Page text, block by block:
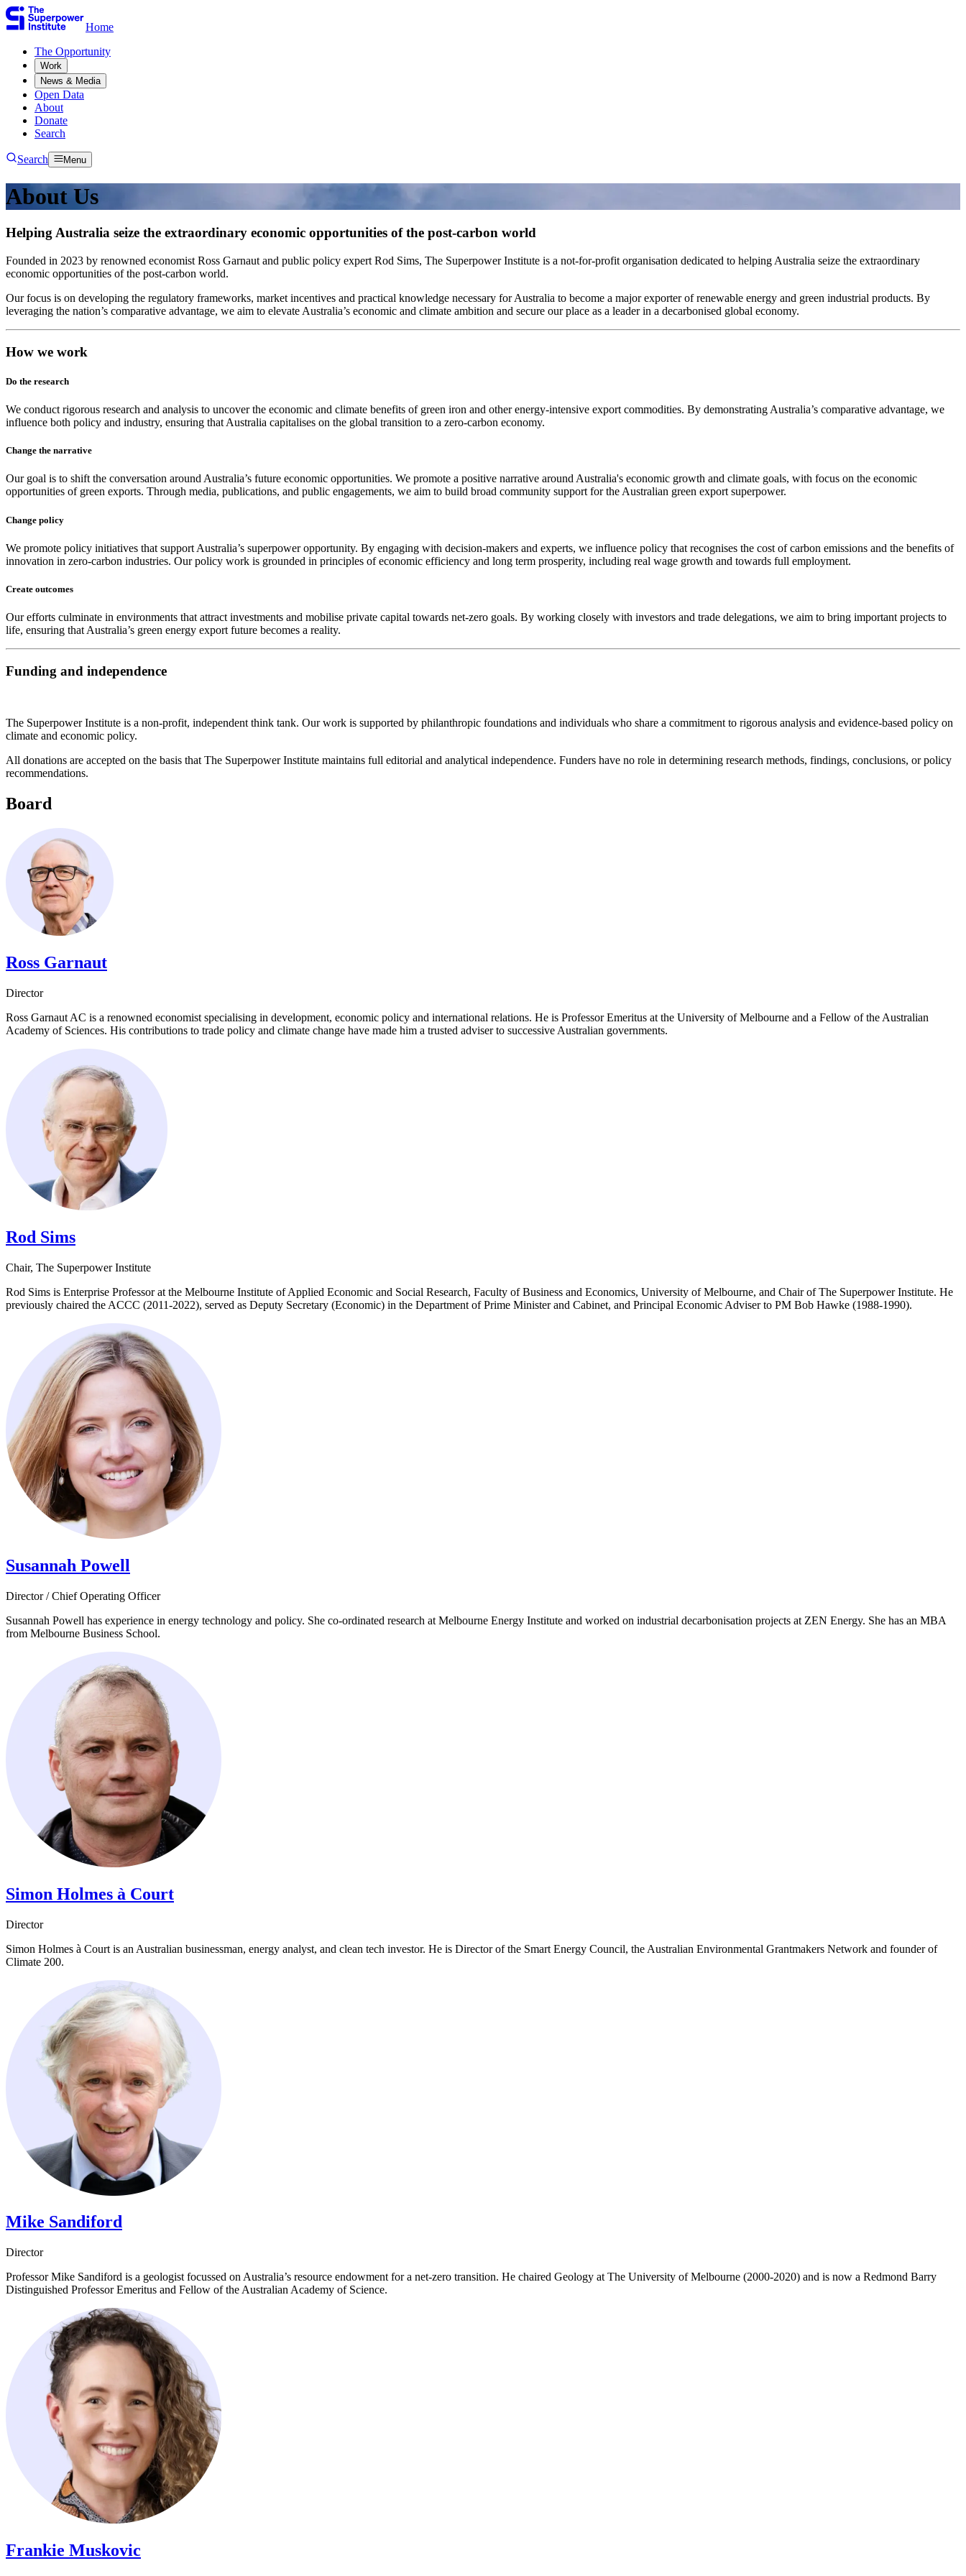
Home
The Opportunity​​​​‌ ‍ ​‍​‍‌‍ ‌ ​‍‌‍‍‌‌‍‌ ‌‍‍‌‌‍ ‍​‍​‍​ ‍‍​‍​‍‌ ​ ‌‍​‌‌‍ ‍‌‍‍‌‌ ‌​‌ ‍‌​‍ ‍‌‍‍‌‌‍ ​‍​‍​‍ ​​‍​‍‌‍‍​‌ ​‍‌‍‌‌‌‍‌‍​‍​‍​ ‍‍​‍​‍‌‍‍​‌ ‌​‌ ‌​‌ ​​​ ‍‍​‍ ​‍ ‌‍ ​‌‍ ‌‍​ ‌‍​‌‌‍ ​‌‍‍​‌‍ ‌ ​ ‌ ‌​​ ‍‍​ ​ ​ ​ ​ ​ ​ ​ ​‍ ‌‍‍‌‌‍ ‍‌ ‌​‌‍‌‌‌‍ ‍‌ ‌​​‍ ‌‍‌‌‌‍‌​‌‍‍‌‌ ‌​​‍ ‌‍ ‌‌‍ ‌‍‌​‌‍‌‌​ ‌‌ ​​‌ ​‍‌‍‌‌‌ ​ ‌‍‌‌‌‍ ‍‌ ‌​‌‍​‌‌ ‌​‌‍‍‌‌‍ ‌‍ ‍​ ‍ ‌‍‍‌‌‍‌​​ ‌​ ​‍​ ‌‍​ ‌‌​ ‌‍​ ​​‌‍‌‌​ ‍​​ ​​​‍ ‌​ ‌ ​ ‌​​ ‌‍​ ‌‌​‍ ‌​ ‌​​ ‍​​ ​ ​ ‍‌​‍ ‌​ ‍​​ ‌‍​ ​‍​ ‍‌​‍ ‌​ ‌‌​ ‌‌​ ‌ ​ ​‍‌‍‌‍​ ‍​​ ​‍​ ‍‌​ ‌‌​ ‍​​ ​​‌‍‌‌​ ‍ ‌ ‌​‌ ‍‌‌ ​​‌‍‌‌​ ‌‌ ​ ‌‍‌‌‌ ‌​‌ ‌​‌‍‍‌‌‍ ‍‌‍‌ ‌ ​ ​ ‍ ‌ ​​‌‍​‌‌ ‌​‌‍‍​​ ‌‌ ​ ‌‍‍‌‌ ‌​‌‍‌‌‌​ ‍‌‍​‌‌ ‌‍‌​‍‌‌ ‌​‌‍‌‌‌‍ ‌‌ ​ ​‍‌‌​ ‌‌‌​​‍‌‌ ‌‍‍ ‌‍‌‌‌ ‍‌​‍‌‌​ ​ ‌​‌​​‍‌‌​ ​ ‌​‌​​‍‌‌​ ​‍​ ​‍‌‍‌‌‌‍​‍‌‍‌‌‌‍​ ‌‍​‍‌‍​‌​ ​​​ ​​​ ​​​ ‌​​ ​​‌‍​ ​‍‌‌​ ​‍​ ​‍​‍‌‌​ ‌‌‌​‌​​‍ ‍‌‍ ​‌‍​‌‌‍​‍‌‍‌‌‌‍ ​​ ‌‍​‍‌‍​‌‌ ​ ‌‍‌‌‌‌‌‌‌ ​‍‌‍ ​​ ‌‌‍‍​‌ ‌​‌ ‌​‌ ​​​‍‌‌​ ​ ‌​​‌​‍‌‌​ ​‍‌​‌‍​‍‌‌​ ​‍‌​‌‍‌‍ ​‌‍ ‌‍​ ‌‍​‌‌‍ ​‌‍‍​‌‍ ‌ ​ ‌ ‌​​‍‌‌​ ​ ‌​​‌​ ​ ​ ​ ​ ​ ​ ​ ​‍‌‍‌‍‍‌‌‍‌​​ ‌​ ​‍​ ‌‍​ ‌‌​ ‌‍​ ​​‌‍‌‌​ ‍​​ ​​​‍ ‌​ ‌ ​ ‌​​ ‌‍​ ‌‌​‍ ‌​ ‌​​ ‍​​ ​ ​ ‍‌​‍ ‌​ ‍​​ ‌‍​ ​‍​ ‍‌​‍ ‌​ ‌‌​ ‌‌​ ‌ ​ ​‍‌‍‌‍​ ‍​​ ​‍​ ‍‌​ ‌‌​ ‍​​ ​​‌‍‌‌​‍‌‍‌ ‌​‌ ‍‌‌ ​​‌‍‌‌​ ‌‌ ​ ‌‍‌‌‌ ‌​‌ ‌​‌‍‍‌‌‍ ‍‌‍‌ ‌ ​ ​‍‌‍‌ ​​‌‍​‌‌ ‌​‌‍‍​​ ‌‌ ​ ‌‍‍‌‌ ‌​‌‍‌‌‌​ ‍‌‍​‌‌ ‌‍‌​‍‌‌ ‌​‌‍‌‌‌‍ ‌‌ ​ ​‍‌‌​ ‌‌‌​​‍‌‌ ‌‍‍ ‌‍‌‌‌ ‍‌​‍‌‌​ ​ ‌​‌​​‍‌‌​ ​ ‌​‌​​‍‌‌​ ​‍​ ​‍‌‍‌‌‌‍​‍‌‍‌‌‌‍​ ‌‍​‍‌‍​‌​ ​​​ ​​​ ​​​ ‌​​ ​​‌‍​ ​‍‌‌​ ​‍​ ​‍​‍‌‌​ ‌‌‌​‌​​‍ ‍‌‍ ​‌‍​‌‌‍​‍‌‍‌‌‌‍ ​​‍‌‍‌ ​​‌‍‌‌‌ ​‍‌ ​ ‌ ​​‌‍‌‌‌‍​ ‌ ‌​‌‍‍‌‌ ‌‍‌‍‌‌​ ‌‌ ​​‌ ‌‌‌‍​‍‌‍ ​‌‍‍‌‌ ​ ‌‍‍​‌‍‌‌‌‍‌​​‍​‍‌ ‌
Work​​​​‌ ‍ ​‍​‍‌‍ ‌ ​‍‌‍‍‌‌‍‌ ‌‍‍‌‌‍ ‍​‍​‍​ ‍‍​‍​‍‌ ​ ‌‍​‌‌‍ ‍‌‍‍‌‌ ‌​‌ ‍‌​‍ ‍‌‍‍‌‌‍ ​‍​‍​‍ ​​‍​‍‌‍‍​‌ ​‍‌‍‌‌‌‍‌‍​‍​‍​ ‍‍​‍​‍‌‍‍​‌ ‌​‌ ‌​‌ ​​​ ‍‍​‍ ​‍ ‌‍ ​‌‍ ‌‍​ ‌‍​‌‌‍ ​‌‍‍​‌‍ ‌ ​ ‌ ‌​​ ‍‍​ ​ ​ ​ ​ ​ ​ ​ ​‍ ‌‍‍‌‌‍ ‍‌ ‌​‌‍‌‌‌‍ ‍‌ ‌​​‍ ‌‍‌‌‌‍‌​‌‍‍‌‌ ‌​​‍ ‌‍ ‌‌‍ ‌‍‌​‌‍‌‌​ ‌‌ ​​‌ ​‍‌‍‌‌‌ ​ ‌‍‌‌‌‍ ‍‌ ‌​‌‍​‌‌ ‌​‌‍‍‌‌‍ ‌‍ ‍​ ‍ ‌‍‍‌‌‍‌​​ ‌​ ​‍​ ‌‍​ ‌‌​ ‌‍​ ​​‌‍‌‌​ ‍​​ ​​​‍ ‌​ ‌ ​ ‌​​ ‌‍​ ‌‌​‍ ‌​ ‌​​ ‍​​ ​ ​ ‍‌​‍ ‌​ ‍​​ ‌‍​ ​‍​ ‍‌​‍ ‌​ ‌‌​ ‌‌​ ‌ ​ ​‍‌‍‌‍​ ‍​​ ​‍​ ‍‌​ ‌‌​ ‍​​ ​​‌‍‌‌​ ‍ ‌ ‌​‌ ‍‌‌ ​​‌‍‌‌​ ‌‌ ​ ‌‍‌‌‌ ‌​‌ ‌​‌‍‍‌‌‍ ‍‌‍‌ ‌ ​ ​ ‍ ‌ ​​‌‍​‌‌ ‌​‌‍‍​​ ‌‌ ​ ‌‍‍‌‌ ‌​‌‍‌‌‌​ ‍‌‍​‌‌ ‌‍‌​‍‌‌ ‌​‌‍‌‌‌‍ ‌‌ ​ ​‍‌‌​ ‌‌‌​​‍‌‌ ‌‍‍ ‌‍‌‌‌ ‍‌​‍‌‌​ ​ ‌​‌​​‍‌‌​ ​ ‌​‌​​‍‌‌​ ​‍​ ​‍​ ‌‌​ ​​‌‍‌‍‌‍​‌‌‍‌​​ ‌‌​ ‌ ‌‍‌‍​ ‌ ‌‍​‌‌‍‌‌​ ​‍​ ‌ ​ ‌​‌‍‌‌​ ‍‌‌‍​ ​ ​​‌‍‌​​ ‍‌​ ​ ​ ‌‌​ ‌‌​ ​‍​ ‌ ​ ‌ ​ ‌‌‌‍‌​‌‍​‌​ ‍‌​ ​​​ ‌ ​‍‌‌​ ​‍​ ​‍​‍‌‌​ ‌‌‌​‌​​‍ ‍‌‍ ​‌‍​‌‌‍​‍‌‍‌‌‌‍ ​​ ‌‍​‍‌‍​‌‌ ​ ‌‍‌‌‌‌‌‌‌ ​‍‌‍ ​​ ‌‌‍‍​‌ ‌​‌ ‌​‌ ​​​‍‌‌​ ​ ‌​​‌​‍‌‌​ ​‍‌​‌‍​‍‌‌​ ​‍‌​‌‍‌‍ ​‌‍ ‌‍​ ‌‍​‌‌‍ ​‌‍‍​‌‍ ‌ ​ ‌ ‌​​‍‌‌​ ​ ‌​​‌​ ​ ​ ​ ​ ​ ​ ​ ​‍‌‍‌‍‍‌‌‍‌​​ ‌​ ​‍​ ‌‍​ ‌‌​ ‌‍​ ​​‌‍‌‌​ ‍​​ ​​​‍ ‌​ ‌ ​ ‌​​ ‌‍​ ‌‌​‍ ‌​ ‌​​ ‍​​ ​ ​ ‍‌​‍ ‌​ ‍​​ ‌‍​ ​‍​ ‍‌​‍ ‌​ ‌‌​ ‌‌​ ‌ ​ ​‍‌‍‌‍​ ‍​​ ​‍​ ‍‌​ ‌‌​ ‍​​ ​​‌‍‌‌​‍‌‍‌ ‌​‌ ‍‌‌ ​​‌‍‌‌​ ‌‌ ​ ‌‍‌‌‌ ‌​‌ ‌​‌‍‍‌‌‍ ‍‌‍‌ ‌ ​ ​‍‌‍‌ ​​‌‍​‌‌ ‌​‌‍‍​​ ‌‌ ​ ‌‍‍‌‌ ‌​‌‍‌‌‌​ ‍‌‍​‌‌ ‌‍‌​‍‌‌ ‌​‌‍‌‌‌‍ ‌‌ ​ ​‍‌‌​ ‌‌‌​​‍‌‌ ‌‍‍ ‌‍‌‌‌ ‍‌​‍‌‌​ ​ ‌​‌​​‍‌‌​ ​ ‌​‌​​‍‌‌​ ​‍​ ​‍​ ‌‌​ ​​‌‍‌‍‌‍​‌‌‍‌​​ ‌‌​ ‌ ‌‍‌‍​ ‌ ‌‍​‌‌‍‌‌​ ​‍​ ‌ ​ ‌​‌‍‌‌​ ‍‌‌‍​ ​ ​​‌‍‌​​ ‍‌​ ​ ​ ‌‌​ ‌‌​ ​‍​ ‌ ​ ‌ ​ ‌‌‌‍‌​‌‍​‌​ ‍‌​ ​​​ ‌ ​‍‌‌​ ​‍​ ​‍​‍‌‌​ ‌‌‌​‌​​‍ ‍‌‍ ​‌‍​‌‌‍​‍‌‍‌‌‌‍ ​​‍‌‍‌ ​​‌‍‌‌‌ ​‍‌ ​ ‌ ​​‌‍‌‌‌‍​ ‌ ‌​‌‍‍‌‌ ‌‍‌‍‌‌​ ‌‌ ​​‌ ‌‌‌‍​‍‌‍ ​‌‍‍‌‌ ​ ‌‍‍​‌‍‌‌‌‍‌​​‍​‍‌ ‌
News & Media​​​​‌ ‍ ​‍​‍‌‍ ‌ ​‍‌‍‍‌‌‍‌ ‌‍‍‌‌‍ ‍​‍​‍​ ‍‍​‍​‍‌ ​ ‌‍​‌‌‍ ‍‌‍‍‌‌ ‌​‌ ‍‌​‍ ‍‌‍‍‌‌‍ ​‍​‍​‍ ​​‍​‍‌‍‍​‌ ​‍‌‍‌‌‌‍‌‍​‍​‍​ ‍‍​‍​‍‌‍‍​‌ ‌​‌ ‌​‌ ​​​ ‍‍​‍ ​‍ ‌‍ ​‌‍ ‌‍​ ‌‍​‌‌‍ ​‌‍‍​‌‍ ‌ ​ ‌ ‌​​ ‍‍​ ​ ​ ​ ​ ​ ​ ​ ​‍ ‌‍‍‌‌‍ ‍‌ ‌​‌‍‌‌‌‍ ‍‌ ‌​​‍ ‌‍‌‌‌‍‌​‌‍‍‌‌ ‌​​‍ ‌‍ ‌‌‍ ‌‍‌​‌‍‌‌​ ‌‌ ​​‌ ​‍‌‍‌‌‌ ​ ‌‍‌‌‌‍ ‍‌ ‌​‌‍​‌‌ ‌​‌‍‍‌‌‍ ‌‍ ‍​ ‍ ‌‍‍‌‌‍‌​​ ‌​ ​‍​ ‌‍​ ‌‌​ ‌‍​ ​​‌‍‌‌​ ‍​​ ​​​‍ ‌​ ‌ ​ ‌​​ ‌‍​ ‌‌​‍ ‌​ ‌​​ ‍​​ ​ ​ ‍‌​‍ ‌​ ‍​​ ‌‍​ ​‍​ ‍‌​‍ ‌​ ‌‌​ ‌‌​ ‌ ​ ​‍‌‍‌‍​ ‍​​ ​‍​ ‍‌​ ‌‌​ ‍​​ ​​‌‍‌‌​ ‍ ‌ ‌​‌ ‍‌‌ ​​‌‍‌‌​ ‌‌ ​ ‌‍‌‌‌ ‌​‌ ‌​‌‍‍‌‌‍ ‍‌‍‌ ‌ ​ ​ ‍ ‌ ​​‌‍​‌‌ ‌​‌‍‍​​ ‌‌ ​ ‌‍‍‌‌ ‌​‌‍‌‌‌​ ‍‌‍​‌‌ ‌‍‌​‍‌‌ ‌​‌‍‌‌‌‍ ‌‌ ​ ​‍‌‌​ ‌‌‌​​‍‌‌ ‌‍‍ ‌‍‌‌‌ ‍‌​‍‌‌​ ​ ‌​‌​​‍‌‌​ ​ ‌​‌​​‍‌‌​ ​‍​ ​‍​ ​​​ ​ ​ ‌‌​ ‍‌​ ‌‍‌‍‌‌‌‍‌​‌‍‌‌​ ‍​​ ​​​ ‌ ​ ‌‌​‍‌‌​ ​‍​ ​‍​‍‌‌​ ‌‌‌​‌​​‍ ‍‌‍ ​‌‍​‌‌‍​‍‌‍‌‌‌‍ ​​ ‌‍​‍‌‍​‌‌ ​ ‌‍‌‌‌‌‌‌‌ ​‍‌‍ ​​ ‌‌‍‍​‌ ‌​‌ ‌​‌ ​​​‍‌‌​ ​ ‌​​‌​‍‌‌​ ​‍‌​‌‍​‍‌‌​ ​‍‌​‌‍‌‍ ​‌‍ ‌‍​ ‌‍​‌‌‍ ​‌‍‍​‌‍ ‌ ​ ‌ ‌​​‍‌‌​ ​ ‌​​‌​ ​ ​ ​ ​ ​ ​ ​ ​‍‌‍‌‍‍‌‌‍‌​​ ‌​ ​‍​ ‌‍​ ‌‌​ ‌‍​ ​​‌‍‌‌​ ‍​​ ​​​‍ ‌​ ‌ ​ ‌​​ ‌‍​ ‌‌​‍ ‌​ ‌​​ ‍​​ ​ ​ ‍‌​‍ ‌​ ‍​​ ‌‍​ ​‍​ ‍‌​‍ ‌​ ‌‌​ ‌‌​ ‌ ​ ​‍‌‍‌‍​ ‍​​ ​‍​ ‍‌​ ‌‌​ ‍​​ ​​‌‍‌‌​‍‌‍‌ ‌​‌ ‍‌‌ ​​‌‍‌‌​ ‌‌ ​ ‌‍‌‌‌ ‌​‌ ‌​‌‍‍‌‌‍ ‍‌‍‌ ‌ ​ ​‍‌‍‌ ​​‌‍​‌‌ ‌​‌‍‍​​ ‌‌ ​ ‌‍‍‌‌ ‌​‌‍‌‌‌​ ‍‌‍​‌‌ ‌‍‌​‍‌‌ ‌​‌‍‌‌‌‍ ‌‌ ​ ​‍‌‌​ ‌‌‌​​‍‌‌ ‌‍‍ ‌‍‌‌‌ ‍‌​‍‌‌​ ​ ‌​‌​​‍‌‌​ ​ ‌​‌​​‍‌‌​ ​‍​ ​‍​ ​​​ ​ ​ ‌‌​ ‍‌​ ‌‍‌‍‌‌‌‍‌​‌‍‌‌​ ‍​​ ​​​ ‌ ​ ‌‌​‍‌‌​ ​‍​ ​‍​‍‌‌​ ‌‌‌​‌​​‍ ‍‌‍ ​‌‍​‌‌‍​‍‌‍‌‌‌‍ ​​‍‌‍‌ ​​‌‍‌‌‌ ​‍‌ ​ ‌ ​​‌‍‌‌‌‍​ ‌ ‌​‌‍‍‌‌ ‌‍‌‍‌‌​ ‌‌ ​​‌ ‌‌‌‍​‍‌‍ ​‌‍‍‌‌ ​ ‌‍‍​‌‍‌‌‌‍‌​​‍​‍‌ ‌
Open Data​​​​‌ ‍ ​‍​‍‌‍ ‌ ​‍‌‍‍‌‌‍‌ ‌‍‍‌‌‍ ‍​‍​‍​ ‍‍​‍​‍‌ ​ ‌‍​‌‌‍ ‍‌‍‍‌‌ ‌​‌ ‍‌​‍ ‍‌‍‍‌‌‍ ​‍​‍​‍ ​​‍​‍‌‍‍​‌ ​‍‌‍‌‌‌‍‌‍​‍​‍​ ‍‍​‍​‍‌‍‍​‌ ‌​‌ ‌​‌ ​​​ ‍‍​‍ ​‍ ‌‍ ​‌‍ ‌‍​ ‌‍​‌‌‍ ​‌‍‍​‌‍ ‌ ​ ‌ ‌​​ ‍‍​ ​ ​ ​ ​ ​ ​ ​ ​‍ ‌‍‍‌‌‍ ‍‌ ‌​‌‍‌‌‌‍ ‍‌ ‌​​‍ ‌‍‌‌‌‍‌​‌‍‍‌‌ ‌​​‍ ‌‍ ‌‌‍ ‌‍‌​‌‍‌‌​ ‌‌ ​​‌ ​‍‌‍‌‌‌ ​ ‌‍‌‌‌‍ ‍‌ ‌​‌‍​‌‌ ‌​‌‍‍‌‌‍ ‌‍ ‍​ ‍ ‌‍‍‌‌‍‌​​ ‌​ ​‍​ ‌‍​ ‌‌​ ‌‍​ ​​‌‍‌‌​ ‍​​ ​​​‍ ‌​ ‌ ​ ‌​​ ‌‍​ ‌‌​‍ ‌​ ‌​​ ‍​​ ​ ​ ‍‌​‍ ‌​ ‍​​ ‌‍​ ​‍​ ‍‌​‍ ‌​ ‌‌​ ‌‌​ ‌ ​ ​‍‌‍‌‍​ ‍​​ ​‍​ ‍‌​ ‌‌​ ‍​​ ​​‌‍‌‌​ ‍ ‌ ‌​‌ ‍‌‌ ​​‌‍‌‌​ ‌‌ ​ ‌‍‌‌‌ ‌​‌ ‌​‌‍‍‌‌‍ ‍‌‍‌ ‌ ​ ​ ‍ ‌ ​​‌‍​‌‌ ‌​‌‍‍​​ ‌‌ ​ ‌‍‍‌‌ ‌​‌‍‌‌‌​ ‍‌‍​‌‌ ‌‍‌​‍‌‌ ‌​‌‍‌‌‌‍ ‌‌ ​ ​‍‌‌​ ‌‌‌​​‍‌‌ ‌‍‍ ‌‍‌‌‌ ‍‌​‍‌‌​ ​ ‌​‌​​‍‌‌​ ​ ‌​‌​​‍‌‌​ ​‍​ ​‍​ ‍​‌‍‌‍‌‍‌​​ ​ ​ ‍​‌‍​‍‌‍‌‌‌‍​ ​ ​‍‌‍​‍​ ‍‌​ ​ ​‍‌‌​ ​‍​ ​‍​‍‌‌​ ‌‌‌​‌​​‍ ‍‌‍ ​‌‍​‌‌‍​‍‌‍‌‌‌‍ ​​ ‌‍​‍‌‍​‌‌ ​ ‌‍‌‌‌‌‌‌‌ ​‍‌‍ ​​ ‌‌‍‍​‌ ‌​‌ ‌​‌ ​​​‍‌‌​ ​ ‌​​‌​‍‌‌​ ​‍‌​‌‍​‍‌‌​ ​‍‌​‌‍‌‍ ​‌‍ ‌‍​ ‌‍​‌‌‍ ​‌‍‍​‌‍ ‌ ​ ‌ ‌​​‍‌‌​ ​ ‌​​‌​ ​ ​ ​ ​ ​ ​ ​ ​‍‌‍‌‍‍‌‌‍‌​​ ‌​ ​‍​ ‌‍​ ‌‌​ ‌‍​ ​​‌‍‌‌​ ‍​​ ​​​‍ ‌​ ‌ ​ ‌​​ ‌‍​ ‌‌​‍ ‌​ ‌​​ ‍​​ ​ ​ ‍‌​‍ ‌​ ‍​​ ‌‍​ ​‍​ ‍‌​‍ ‌​ ‌‌​ ‌‌​ ‌ ​ ​‍‌‍‌‍​ ‍​​ ​‍​ ‍‌​ ‌‌​ ‍​​ ​​‌‍‌‌​‍‌‍‌ ‌​‌ ‍‌‌ ​​‌‍‌‌​ ‌‌ ​ ‌‍‌‌‌ ‌​‌ ‌​‌‍‍‌‌‍ ‍‌‍‌ ‌ ​ ​‍‌‍‌ ​​‌‍​‌‌ ‌​‌‍‍​​ ‌‌ ​ ‌‍‍‌‌ ‌​‌‍‌‌‌​ ‍‌‍​‌‌ ‌‍‌​‍‌‌ ‌​‌‍‌‌‌‍ ‌‌ ​ ​‍‌‌​ ‌‌‌​​‍‌‌ ‌‍‍ ‌‍‌‌‌ ‍‌​‍‌‌​ ​ ‌​‌​​‍‌‌​ ​ ‌​‌​​‍‌‌​ ​‍​ ​‍​ ‍​‌‍‌‍‌‍‌​​ ​ ​ ‍​‌‍​‍‌‍‌‌‌‍​ ​ ​‍‌‍​‍​ ‍‌​ ​ ​‍‌‌​ ​‍​ ​‍​‍‌‌​ ‌‌‌​‌​​‍ ‍‌‍ ​‌‍​‌‌‍​‍‌‍‌‌‌‍ ​​‍‌‍‌ ​​‌‍‌‌‌ ​‍‌ ​ ‌ ​​‌‍‌‌‌‍​ ‌ ‌​‌‍‍‌‌ ‌‍‌‍‌‌​ ‌‌ ​​‌ ‌‌‌‍​‍‌‍ ​‌‍‍‌‌ ​ ‌‍‍​‌‍‌‌‌‍‌​​‍​‍‌ ‌
About​​​​‌ ‍ ​‍​‍‌‍ ‌ ​‍‌‍‍‌‌‍‌ ‌‍‍‌‌‍ ‍​‍​‍​ ‍‍​‍​‍‌ ​ ‌‍​‌‌‍ ‍‌‍‍‌‌ ‌​‌ ‍‌​‍ ‍‌‍‍‌‌‍ ​‍​‍​‍ ​​‍​‍‌‍‍​‌ ​‍‌‍‌‌‌‍‌‍​‍​‍​ ‍‍​‍​‍‌‍‍​‌ ‌​‌ ‌​‌ ​​​ ‍‍​‍ ​‍ ‌‍ ​‌‍ ‌‍​ ‌‍​‌‌‍ ​‌‍‍​‌‍ ‌ ​ ‌ ‌​​ ‍‍​ ​ ​ ​ ​ ​ ​ ​ ​‍ ‌‍‍‌‌‍ ‍‌ ‌​‌‍‌‌‌‍ ‍‌ ‌​​‍ ‌‍‌‌‌‍‌​‌‍‍‌‌ ‌​​‍ ‌‍ ‌‌‍ ‌‍‌​‌‍‌‌​ ‌‌ ​​‌ ​‍‌‍‌‌‌ ​ ‌‍‌‌‌‍ ‍‌ ‌​‌‍​‌‌ ‌​‌‍‍‌‌‍ ‌‍ ‍​ ‍ ‌‍‍‌‌‍‌​​ ‌​ ​‍​ ‌‍​ ‌‌​ ‌‍​ ​​‌‍‌‌​ ‍​​ ​​​‍ ‌​ ‌ ​ ‌​​ ‌‍​ ‌‌​‍ ‌​ ‌​​ ‍​​ ​ ​ ‍‌​‍ ‌​ ‍​​ ‌‍​ ​‍​ ‍‌​‍ ‌​ ‌‌​ ‌‌​ ‌ ​ ​‍‌‍‌‍​ ‍​​ ​‍​ ‍‌​ ‌‌​ ‍​​ ​​‌‍‌‌​ ‍ ‌ ‌​‌ ‍‌‌ ​​‌‍‌‌​ ‌‌ ​ ‌‍‌‌‌ ‌​‌ ‌​‌‍‍‌‌‍ ‍‌‍‌ ‌ ​ ​ ‍ ‌ ​​‌‍​‌‌ ‌​‌‍‍​​ ‌‌ ​ ‌‍‍‌‌ ‌​‌‍‌‌‌​ ‍‌‍​‌‌ ‌‍‌​‍‌‌ ‌​‌‍‌‌‌‍ ‌‌ ​ ​‍‌‌​ ‌‌‌​​‍‌‌ ‌‍‍ ‌‍‌‌‌ ‍‌​‍‌‌​ ​ ‌​‌​​‍‌‌​ ​ ‌​‌​​‍‌‌​ ​‍​ ​‍​ ‌‍​ ​ ‌‍‌‌‌‍​‌‌‍​‍‌‍‌​‌‍‌‌​ ​​​ ‌‍​ ‌ ​ ‌ ​ ‌‌​‍‌‌​ ​‍​ ​‍​‍‌‌​ ‌‌‌​‌​​‍ ‍‌‍ ​‌‍​‌‌‍​‍‌‍‌‌‌‍ ​​ ‌‍​‍‌‍​‌‌ ​ ‌‍‌‌‌‌‌‌‌ ​‍‌‍ ​​ ‌‌‍‍​‌ ‌​‌ ‌​‌ ​​​‍‌‌​ ​ ‌​​‌​‍‌‌​ ​‍‌​‌‍​‍‌‌​ ​‍‌​‌‍‌‍ ​‌‍ ‌‍​ ‌‍​‌‌‍ ​‌‍‍​‌‍ ‌ ​ ‌ ‌​​‍‌‌​ ​ ‌​​‌​ ​ ​ ​ ​ ​ ​ ​ ​‍‌‍‌‍‍‌‌‍‌​​ ‌​ ​‍​ ‌‍​ ‌‌​ ‌‍​ ​​‌‍‌‌​ ‍​​ ​​​‍ ‌​ ‌ ​ ‌​​ ‌‍​ ‌‌​‍ ‌​ ‌​​ ‍​​ ​ ​ ‍‌​‍ ‌​ ‍​​ ‌‍​ ​‍​ ‍‌​‍ ‌​ ‌‌​ ‌‌​ ‌ ​ ​‍‌‍‌‍​ ‍​​ ​‍​ ‍‌​ ‌‌​ ‍​​ ​​‌‍‌‌​‍‌‍‌ ‌​‌ ‍‌‌ ​​‌‍‌‌​ ‌‌ ​ ‌‍‌‌‌ ‌​‌ ‌​‌‍‍‌‌‍ ‍‌‍‌ ‌ ​ ​‍‌‍‌ ​​‌‍​‌‌ ‌​‌‍‍​​ ‌‌ ​ ‌‍‍‌‌ ‌​‌‍‌‌‌​ ‍‌‍​‌‌ ‌‍‌​‍‌‌ ‌​‌‍‌‌‌‍ ‌‌ ​ ​‍‌‌​ ‌‌‌​​‍‌‌ ‌‍‍ ‌‍‌‌‌ ‍‌​‍‌‌​ ​ ‌​‌​​‍‌‌​ ​ ‌​‌​​‍‌‌​ ​‍​ ​‍​ ‌‍​ ​ ‌‍‌‌‌‍​‌‌‍​‍‌‍‌​‌‍‌‌​ ​​​ ‌‍​ ‌ ​ ‌ ​ ‌‌​‍‌‌​ ​‍​ ​‍​‍‌‌​ ‌‌‌​‌​​‍ ‍‌‍ ​‌‍​‌‌‍​‍‌‍‌‌‌‍ ​​‍‌‍‌ ​​‌‍‌‌‌ ​‍‌ ​ ‌ ​​‌‍‌‌‌‍​ ‌ ‌​‌‍‍‌‌ ‌‍‌‍‌‌​ ‌‌ ​​‌ ‌‌‌‍​‍‌‍ ​‌‍‍‌‌ ​ ‌‍‍​‌‍‌‌‌‍‌​​‍​‍‌ ‌
Donate​​​​‌ ‍ ​‍​‍‌‍ ‌ ​‍‌‍‍‌‌‍‌ ‌‍‍‌‌‍ ‍​‍​‍​ ‍‍​‍​‍‌ ​ ‌‍​‌‌‍ ‍‌‍‍‌‌ ‌​‌ ‍‌​‍ ‍‌‍‍‌‌‍ ​‍​‍​‍ ​​‍​‍‌‍‍​‌ ​‍‌‍‌‌‌‍‌‍​‍​‍​ ‍‍​‍​‍‌‍‍​‌ ‌​‌ ‌​‌ ​​​ ‍‍​‍ ​‍ ‌‍ ​‌‍ ‌‍​ ‌‍​‌‌‍ ​‌‍‍​‌‍ ‌ ​ ‌ ‌​​ ‍‍​ ​ ​ ​ ​ ​ ​ ​ ​‍ ‌‍‍‌‌‍ ‍‌ ‌​‌‍‌‌‌‍ ‍‌ ‌​​‍ ‌‍‌‌‌‍‌​‌‍‍‌‌ ‌​​‍ ‌‍ ‌‌‍ ‌‍‌​‌‍‌‌​ ‌‌ ​​‌ ​‍‌‍‌‌‌ ​ ‌‍‌‌‌‍ ‍‌ ‌​‌‍​‌‌ ‌​‌‍‍‌‌‍ ‌‍ ‍​ ‍ ‌‍‍‌‌‍‌​​ ‌​ ​‍​ ‌‍​ ‌‌​ ‌‍​ ​​‌‍‌‌​ ‍​​ ​​​‍ ‌​ ‌ ​ ‌​​ ‌‍​ ‌‌​‍ ‌​ ‌​​ ‍​​ ​ ​ ‍‌​‍ ‌​ ‍​​ ‌‍​ ​‍​ ‍‌​‍ ‌​ ‌‌​ ‌‌​ ‌ ​ ​‍‌‍‌‍​ ‍​​ ​‍​ ‍‌​ ‌‌​ ‍​​ ​​‌‍‌‌​ ‍ ‌ ‌​‌ ‍‌‌ ​​‌‍‌‌​ ‌‌ ​ ‌‍‌‌‌ ‌​‌ ‌​‌‍‍‌‌‍ ‍‌‍‌ ‌ ​ ​ ‍ ‌ ​​‌‍​‌‌ ‌​‌‍‍​​ ‌‌ ​ ‌‍‍‌‌ ‌​‌‍‌‌‌​ ‍‌‍​‌‌ ‌‍‌​‍‌‌ ‌​‌‍‌‌‌‍ ‌‌ ​ ​‍‌‌​ ‌‌‌​​‍‌‌ ‌‍‍ ‌‍‌‌‌ ‍‌​‍‌‌​ ​ ‌​‌​​‍‌‌​ ​ ‌​‌​​‍‌‌​ ​‍​ ​‍​ ‌​​ ‍‌​ ‌‍​ ​ ​ ‍​‌‍​ ​ ‌‌​ ​‍‌‍‌‌​ ​‍​ ‌‌‌‍‌‌​‍‌‌​ ​‍​ ​‍​‍‌‌​ ‌‌‌​‌​​‍ ‍‌‍ ​‌‍​‌‌‍​‍‌‍‌‌‌‍ ​​ ‌‍​‍‌‍​‌‌ ​ ‌‍‌‌‌‌‌‌‌ ​‍‌‍ ​​ ‌‌‍‍​‌ ‌​‌ ‌​‌ ​​​‍‌‌​ ​ ‌​​‌​‍‌‌​ ​‍‌​‌‍​‍‌‌​ ​‍‌​‌‍‌‍ ​‌‍ ‌‍​ ‌‍​‌‌‍ ​‌‍‍​‌‍ ‌ ​ ‌ ‌​​‍‌‌​ ​ ‌​​‌​ ​ ​ ​ ​ ​ ​ ​ ​‍‌‍‌‍‍‌‌‍‌​​ ‌​ ​‍​ ‌‍​ ‌‌​ ‌‍​ ​​‌‍‌‌​ ‍​​ ​​​‍ ‌​ ‌ ​ ‌​​ ‌‍​ ‌‌​‍ ‌​ ‌​​ ‍​​ ​ ​ ‍‌​‍ ‌​ ‍​​ ‌‍​ ​‍​ ‍‌​‍ ‌​ ‌‌​ ‌‌​ ‌ ​ ​‍‌‍‌‍​ ‍​​ ​‍​ ‍‌​ ‌‌​ ‍​​ ​​‌‍‌‌​‍‌‍‌ ‌​‌ ‍‌‌ ​​‌‍‌‌​ ‌‌ ​ ‌‍‌‌‌ ‌​‌ ‌​‌‍‍‌‌‍ ‍‌‍‌ ‌ ​ ​‍‌‍‌ ​​‌‍​‌‌ ‌​‌‍‍​​ ‌‌ ​ ‌‍‍‌‌ ‌​‌‍‌‌‌​ ‍‌‍​‌‌ ‌‍‌​‍‌‌ ‌​‌‍‌‌‌‍ ‌‌ ​ ​‍‌‌​ ‌‌‌​​‍‌‌ ‌‍‍ ‌‍‌‌‌ ‍‌​‍‌‌​ ​ ‌​‌​​‍‌‌​ ​ ‌​‌​​‍‌‌​ ​‍​ ​‍​ ‌​​ ‍‌​ ‌‍​ ​ ​ ‍​‌‍​ ​ ‌‌​ ​‍‌‍‌‌​ ​‍​ ‌‌‌‍‌‌​‍‌‌​ ​‍​ ​‍​‍‌‌​ ‌‌‌​‌​​‍ ‍‌‍ ​‌‍​‌‌‍​‍‌‍‌‌‌‍ ​​‍‌‍‌ ​​‌‍‌‌‌ ​‍‌ ​ ‌ ​​‌‍‌‌‌‍​ ‌ ‌​‌‍‍‌‌ ‌‍‌‍‌‌​ ‌‌ ​​‌ ‌‌‌‍​‍‌‍ ​‌‍‍‌‌ ​ ‌‍‍​‌‍‌‌‌‍‌​​‍​‍‌ ‌
Search
Search Menu
About Us​​​​‌ ‍ ​‍​‍‌‍ ‌ ​‍‌‍‍‌‌‍‌ ‌‍‍‌‌‍ ‍​‍​‍​ ‍‍​‍​‍‌ ​ ‌‍​‌‌‍ ‍‌‍‍‌‌ ‌​‌ ‍‌​‍ ‍‌‍‍‌‌‍ ​‍​‍​‍ ​​‍​‍‌‍‍​‌ ​‍‌‍‌‌‌‍‌‍​‍​‍​ ‍‍​‍​‍‌‍‍​‌ ‌​‌ ‌​‌ ​​​ ‍‍​‍ ​‍ ‌‍ ​‌‍ ‌‍​ ‌‍​‌‌‍ ​‌‍‍​‌‍ ‌ ​ ‌ ‌​​ ‍‍​ ​ ​ ​ ​ ​ ​ ​ ​‍ ‌‍‍‌‌‍ ‍‌ ‌​‌‍‌‌‌‍ ‍‌ ‌​​‍ ‌‍‌‌‌‍‌​‌‍‍‌‌ ‌​​‍ ‌‍ ‌‌‍ ‌‍‌​‌‍‌‌​ ‌‌ ​​‌ ​‍‌‍‌‌‌ ​ ‌‍‌‌‌‍ ‍‌ ‌​‌‍​‌‌ ‌​‌‍‍‌‌‍ ‌‍ ‍​ ‍ ‌‍‍‌‌‍‌​​ ‌​ ​ ​ ‌ ‌‍‌​​ ‍‌​ ‌​​ ​​​ ‍‌​ ​ ​‍ ‌​ ​ ‌‍‌‍​ ‌ ​ ‌​​‍ ‌​ ‌​​ ​‍‌‍​‌​ ‌ ​‍ ‌​ ‍‌‌‍​‌‌‍‌‍‌‍‌‍​‍ ‌​ ‍​​ ‌ ​ ​‌‌‍​‍​ ‌‌‌‍​‍‌‍‌​‌‍‌‍​ ​ ‌‍​ ​ ‍​​ ​‌​ ‍ ‌ ‌​‌ ‍‌‌ ​​‌‍‌‌​ ‌‌ ​​‌‍​‌‌‍‌ ‌‍‌‌​ ‍ ‌ ​​‌‍​‌‌ ‌​‌‍‍​​ ‌‌ ‌​‌‍‍‌‌ ‌​‌‍ ​‌‍‌‌​ ‌‍​‍‌‍​‌‌ ​ ‌‍‌‌‌‌‌‌‌ ​‍‌‍ ​​ ‌‌‍‍​‌ ‌​‌ ‌​‌ ​​​‍‌‌​ ​ ‌​​‌​‍‌‌​ ​‍‌​‌‍​‍‌‌​ ​‍‌​‌‍‌‍ ​‌‍ ‌‍​ ‌‍​‌‌‍ ​‌‍‍​‌‍ ‌ ​ ‌ ‌​​‍‌‌​ ​ ‌​​‌​ ​ ​ ​ ​ ​ ​ ​ ​‍‌‍‌‍‍‌‌‍‌​​ ‌​ ​ ​ ‌ ‌‍‌​​ ‍‌​ ‌​​ ​​​ ‍‌​ ​ ​‍ ‌​ ​ ‌‍‌‍​ ‌ ​ ‌​​‍ ‌​ ‌​​ ​‍‌‍​‌​ ‌ ​‍ ‌​ ‍‌‌‍​‌‌‍‌‍‌‍‌‍​‍ ‌​ ‍​​ ‌ ​ ​‌‌‍​‍​ ‌‌‌‍​‍‌‍‌​‌‍‌‍​ ​ ‌‍​ ​ ‍​​ ​‌​‍‌‍‌ ‌​‌ ‍‌‌ ​​‌‍‌‌​ ‌‌ ​​‌‍​‌‌‍‌ ‌‍‌‌​‍‌‍‌ ​​‌‍​‌‌ ‌​‌‍‍​​ ‌‌ ‌​‌‍‍‌‌ ‌​‌‍ ​‌‍‌‌​‍‌‍‌ ​​‌‍‌‌‌ ​‍‌ ​ ‌ ​​‌‍‌‌‌‍​ ‌ ‌​‌‍‍‌‌ ‌‍‌‍‌‌​ ‌‌ ​​‌ ‌‌‌‍​‍‌‍ ​‌‍‍‌‌ ​ ‌‍‍​‌‍‌‌‌‍‌​​‍​‍‌ ‌
Helping Australia seize the extraordinary economic opportunities of the post-carbon world​​​​‌ ‍ ​‍​‍‌‍ ‌ ​‍‌‍‍‌‌‍‌ ‌‍‍‌‌‍ ‍​‍​‍​ ‍‍​‍​‍‌ ​ ‌‍​‌‌‍ ‍‌‍‍‌‌ ‌​‌ ‍‌​‍ ‍‌‍‍‌‌‍ ​‍​‍​‍ ​​‍​‍‌‍‍​‌ ​‍‌‍‌‌‌‍‌‍​‍​‍​ ‍‍​‍​‍‌‍‍​‌ ‌​‌ ‌​‌ ​​​ ‍‍​‍ ​‍ ‌‍ ​‌‍ ‌‍​ ‌‍​‌‌‍ ​‌‍‍​‌‍ ‌ ​ ‌ ‌​​ ‍‍​ ​ ​ ​ ​ ​ ​ ​ ​‍ ‌‍‍‌‌‍ ‍‌ ‌​‌‍‌‌‌‍ ‍‌ ‌​​‍ ‌‍‌‌‌‍‌​‌‍‍‌‌ ‌​​‍ ‌‍ ‌‌‍ ‌‍‌​‌‍‌‌​ ‌‌ ​​‌ ​‍‌‍‌‌‌ ​ ‌‍‌‌‌‍ ‍‌ ‌​‌‍​‌‌ ‌​‌‍‍‌‌‍ ‌‍ ‍​ ‍ ‌‍‍‌‌‍‌​​ ‌​ ​ ​ ‌ ‌‍‌​​ ‍‌​ ‌​​ ​​​ ‍‌​ ​ ​‍ ‌​ ​ ‌‍‌‍​ ‌ ​ ‌​​‍ ‌​ ‌​​ ​‍‌‍​‌​ ‌ ​‍ ‌​ ‍‌‌‍​‌‌‍‌‍‌‍‌‍​‍ ‌​ ‍​​ ‌ ​ ​‌‌‍​‍​ ‌‌‌‍​‍‌‍‌​‌‍‌‍​ ​ ‌‍​ ​ ‍​​ ​‌​ ‍ ‌ ‌​‌ ‍‌‌ ​​‌‍‌‌​ ‌‌ ​​‌‍​‌‌‍‌ ‌‍‌‌​ ‍ ‌ ​​‌‍​‌‌ ‌​‌‍‍​​ ‌‌ ​ ‌‍‌‌‌‍​ ‌ ‌​‌‍‍‌‌‍ ‌‍ ‍‌ ​ ​‍‌‌​ ‌‌‌​​‍‌‌ ‌‍‍ ‌‍‌‌‌ ‍‌​‍‌‌​ ​ ‌​‌​​‍‌‌​ ​ ‌​‌​​‍‌‌​ ​‍​ ​‍​ ‍‌​ ​‌​ ‍‌​ ​​​ ​‍​ ‌‌‌‍‌‍​ ​​‌‍​‌​ ‌‍​ ‌‌​ ​‍​‍‌‌​ ​‍​ ​‍​‍‌‌​ ‌‌‌​‌​​‍ ‍‌‍​ ‌‍ ‌‍ ​‌ ‌‌‌‍ ‌‌‍ ‍‌ ​ ​‍‌‌​ ‌‌‌​​‍‌‌ ‌‍‍ ‌‍‌‌‌ ‍‌​‍‌‌​ ​ ‌​‌​​‍‌‌​ ​ ‌​‌​​‍‌‌​ ​‍​ ​‍‌‍​ ​ ‌‍​ ​ ​ ‌‍​ ‌‌​ ‌ ​ ​​​ ‍‌​ ​‍​ ‍​​ ‍‌​ ‌ ​ ‌‌​ ‌ ‌‍​‍​ ​​​ ‌‍​ ‌​​ ‌‌‌‍​‌​ ‌‌​ ‌ ‌‍​‍‌‍​‍​ ‌​‌‍​‌​ ​​​ ‌​‌‍‌‌‌‍​ ​ ​‍​ ‌‍​‍‌‌​ ​‍​ ​‍​‍‌‌​ ‌‌‌​‌​​‍ ‍‌‍​ ‌‍ ‌‍ ‍‌ ‌​‌‍‌‌‌‍ ‍‌ ‌​​‍‌‌​ ‌‌‌​​‍‌‌ ‌‍‍ ‌‍‌‌‌ ‍‌​‍‌‌​ ​ ‌​‌​​‍‌‌​ ​ ‌​‌​​‍‌‌​ ​‍​ ​‍‌‍‌‌​ ​‍​ ​​​ ‌ ​ ​‍‌‍​ ​ ​ ‌‍‌​‌‍‌‌​ ‌‍​ ‌​‌‍​‌​‍‌‌​ ​‍​ ​‍​‍‌‌​ ‌‌‌​‌​​‍ ‍‌‍​ ‌‍‍​‌‍‍‌‌‍ ​‌‍‌​‌ ​‍‌‍‌‌‌‍ ‍​‍‌‌​ ‌‌‌​​‍‌‌ ‌‍‍ ‌‍‌‌‌ ‍‌​‍‌‌​ ​ ‌​‌​​‍‌‌​ ​ ‌​‌​​‍‌‌​ ​‍​ ​‍​ ‌‍‌‍‌‌​ ‌‌​ ​​​ ‍​​ ​ ‌‍​‍‌‍​‍​ ‌‍​ ‌‌​ ​‍‌‍‌‍​‍‌‌​ ​‍​ ​‍​‍‌‌​ ‌‌‌​‌​​‍ ‍‌ ‌​‌‍‌‌‌ ‍​‌ ‌​​ ‌‍​‍‌‍​‌‌ ​ ‌‍‌‌‌‌‌‌‌ ​‍‌‍ ​​ ‌‌‍‍​‌ ‌​‌ ‌​‌ ​​​‍‌‌​ ​ ‌​​‌​‍‌‌​ ​‍‌​‌‍​‍‌‌​ ​‍‌​‌‍‌‍ ​‌‍ ‌‍​ ‌‍​‌‌‍ ​‌‍‍​‌‍ ‌ ​ ‌ ‌​​‍‌‌​ ​ ‌​​‌​ ​ ​ ​ ​ ​ ​ ​ ​‍‌‍‌‍‍‌‌‍‌​​ ‌​ ​ ​ ‌ ‌‍‌​​ ‍‌​ ‌​​ ​​​ ‍‌​ ​ ​‍ ‌​ ​ ‌‍‌‍​ ‌ ​ ‌​​‍ ‌​ ‌​​ ​‍‌‍​‌​ ‌ ​‍ ‌​ ‍‌‌‍​‌‌‍‌‍‌‍‌‍​‍ ‌​ ‍​​ ‌ ​ ​‌‌‍​‍​ ‌‌‌‍​‍‌‍‌​‌‍‌‍​ ​ ‌‍​ ​ ‍​​ ​‌​‍‌‍‌ ‌​‌ ‍‌‌ ​​‌‍‌‌​ ‌‌ ​​‌‍​‌‌‍‌ ‌‍‌‌​‍‌‍‌ ​​‌‍​‌‌ ‌​‌‍‍​​ ‌‌ ​ ‌‍‌‌‌‍​ ‌ ‌​‌‍‍‌‌‍ ‌‍ ‍‌ ​ ​‍‌‌​ ‌‌‌​​‍‌‌ ‌‍‍ ‌‍‌‌‌ ‍‌​‍‌‌​ ​ ‌​‌​​‍‌‌​ ​ ‌​‌​​‍‌‌​ ​‍​ ​‍​ ‍‌​ ​‌​ ‍‌​ ​​​ ​‍​ ‌‌‌‍‌‍​ ​​‌‍​‌​ ‌‍​ ‌‌​ ​‍​‍‌‌​ ​‍​ ​‍​‍‌‌​ ‌‌‌​‌​​‍ ‍‌‍​ ‌‍ ‌‍ ​‌ ‌‌‌‍ ‌‌‍ ‍‌ ​ ​‍‌‌​ ‌‌‌​​‍‌‌ ‌‍‍ ‌‍‌‌‌ ‍‌​‍‌‌​ ​ ‌​‌​​‍‌‌​ ​ ‌​‌​​‍‌‌​ ​‍​ ​‍‌‍​ ​ ‌‍​ ​ ​ ‌‍​ ‌‌​ ‌ ​ ​​​ ‍‌​ ​‍​ ‍​​ ‍‌​ ‌ ​ ‌‌​ ‌ ‌‍​‍​ ​​​ ‌‍​ ‌​​ ‌‌‌‍​‌​ ‌‌​ ‌ ‌‍​‍‌‍​‍​ ‌​‌‍​‌​ ​​​ ‌​‌‍‌‌‌‍​ ​ ​‍​ ‌‍​‍‌‌​ ​‍​ ​‍​‍‌‌​ ‌‌‌​‌​​‍ ‍‌‍​ ‌‍ ‌‍ ‍‌ ‌​‌‍‌‌‌‍ ‍‌ ‌​​‍‌‌​ ‌‌‌​​‍‌‌ ‌‍‍ ‌‍‌‌‌ ‍‌​‍‌‌​ ​ ‌​‌​​‍‌‌​ ​ ‌​‌​​‍‌‌​ ​‍​ ​‍‌‍‌‌​ ​‍​ ​​​ ‌ ​ ​‍‌‍​ ​ ​ ‌‍‌​‌‍‌‌​ ‌‍​ ‌​‌‍​‌​‍‌‌​ ​‍​ ​‍​‍‌‌​ ‌‌‌​‌​​‍ ‍‌‍​ ‌‍‍​‌‍‍‌‌‍ ​‌‍‌​‌ ​‍‌‍‌‌‌‍ ‍​‍‌‌​ ‌‌‌​​‍‌‌ ‌‍‍ ‌‍‌‌‌ ‍‌​‍‌‌​ ​ ‌​‌​​‍‌‌​ ​ ‌​‌​​‍‌‌​ ​‍​ ​‍​ ‌‍‌‍‌‌​ ‌‌​ ​​​ ‍​​ ​ ‌‍​‍‌‍​‍​ ‌‍​ ‌‌​ ​‍‌‍‌‍​‍‌‌​ ​‍​ ​‍​‍‌‌​ ‌‌‌​‌​​‍ ‍‌ ‌​‌‍‌‌‌ ‍​‌ ‌​​‍‌‍‌ ​​‌‍‌‌‌ ​‍‌ ​ ‌ ​​‌‍‌‌‌‍​ ‌ ‌​‌‍‍‌‌ ‌‍‌‍‌‌​ ‌‌ ​​‌ ‌‌‌‍​‍‌‍ ​‌‍‍‌‌ ​ ‌‍‍​‌‍‌‌‌‍‌​​‍​‍‌ ‌
Founded in 2023 by renowned economist Ross Garnaut and public policy expert Rod Sims, The Superpower Institute is a not-for-profit organisation dedicated to helping Australia seize the extraordinary
economic opportunities of the post-carbon world.​​​​‌ ‍ ​‍​‍‌‍ ‌ ​‍‌‍‍‌‌‍‌ ‌‍‍‌‌‍ ‍​‍​‍​ ‍‍​‍​‍‌ ​ ‌‍​‌‌‍ ‍‌‍‍‌‌ ‌​‌ ‍‌​‍ ‍‌‍‍‌‌‍ ​‍​‍​‍ ​​‍​‍‌‍‍​‌ ​‍‌‍‌‌‌‍‌‍​‍​‍​ ‍‍​‍​‍‌‍‍​‌ ‌​‌ ‌​‌ ​​​ ‍‍​‍ ​‍ ‌‍ ​‌‍ ‌‍​ ‌‍​‌‌‍ ​‌‍‍​‌‍ ‌ ​ ‌ ‌​​ ‍‍​ ​ ​ ​ ​ ​ ​ ​ ​‍ ‌‍‍‌‌‍ ‍‌ ‌​‌‍‌‌‌‍ ‍‌ ‌​​‍ ‌‍‌‌‌‍‌​‌‍‍‌‌ ‌​​‍ ‌‍ ‌‌‍ ‌‍‌​‌‍‌‌​ ‌‌ ​​‌ ​‍‌‍‌‌‌ ​ ‌‍‌‌‌‍ ‍‌ ‌​‌‍​‌‌ ‌​‌‍‍‌‌‍ ‌‍ ‍​ ‍ ‌‍‍‌‌‍‌​​ ‌​ ​ ​ ‌ ‌‍‌​​ ‍‌​ ‌​​ ​​​ ‍‌​ ​ ​‍ ‌​ ​ ‌‍‌‍​ ‌ ​ ‌​​‍ ‌​ ‌​​ ​‍‌‍​‌​ ‌ ​‍ ‌​ ‍‌‌‍​‌‌‍‌‍‌‍‌‍​‍ ‌​ ‍​​ ‌ ​ ​‌‌‍​‍​ ‌‌‌‍​‍‌‍‌​‌‍‌‍​ ​ ‌‍​ ​ ‍​​ ​‌​ ‍ ‌ ‌​‌ ‍‌‌ ​​‌‍‌‌​ ‌‌ ​​‌‍​‌‌‍‌ ‌‍‌‌​ ‍ ‌ ​​‌‍​‌‌ ‌​‌‍‍​​ ‌‌ ​ ‌‍‌‌‌‍​ ‌ ‌​‌‍‍‌‌‍ ‌‍ ‍‌ ​ ​‍‌‌​ ‌‌‌​​‍‌‌ ‌‍‍ ‌‍‌‌‌ ‍‌​‍‌‌​ ​ ‌​‌​​‍‌‌​ ​ ‌​‌​​‍‌‌​ ​‍​ ​‍​ ‍‌​ ​‌​ ‍‌​ ​​​ ​‍​ ‌‌‌‍‌‍​ ​​‌‍​‌​ ‌‍​ ‌‌​ ​‍​‍‌‌​ ​‍​ ​‍​‍‌‌​ ‌‌‌​‌​​‍ ‍‌‍​ ‌‍ ‌‍ ​‌ ‌‌‌‍ ‌‌‍ ‍‌ ​ ​‍‌‌​ ‌‌‌​​‍‌‌ ‌‍‍ ‌‍‌‌‌ ‍‌​‍‌‌​ ​ ‌​‌​​‍‌‌​ ​ ‌​‌​​‍‌‌​ ​‍​ ​‍‌‍​‍​ ‌​​ ‍‌‌‍​‌‌‍‌‍​ ​ ‌‍​ ​ ​ ​ ‌‍‌‍​‌‌‍‌​​ ‌ ‌‍‌​​ ​ ​ ​ ​ ‌‌​ ‌ ​ ‌​‌‍‌‌​ ‌‍​ ​ ‌‍​‌​ ​‌‌‍‌​‌‍‌‌​ ‌​​ ‌ ‌‍​‍​ ‌‌​ ​‍‌‍‌‍‌‍​‌​‍‌‌​ ​‍​ ​‍​‍‌‌​ ‌‌‌​‌​​‍ ‍‌‍​ ‌‍ ‌‍ ‍‌ ‌​‌‍‌‌‌‍ ‍‌ ‌​​‍‌‌​ ‌‌‌​​‍‌‌ ‌‍‍ ‌‍‌‌‌ ‍‌​‍‌‌​ ​ ‌​‌​​‍‌‌​ ​ ‌​‌​​‍‌‌​ ​‍​ ​‍‌‍​‍‌‍​‍‌‍​ ‌‍‌‌​ ‌‌​ ​‌‌‍​ ‌‍​ ‌‍​‌​ ‌‌​ ‌‍‌‍​‌​‍‌‌​ ​‍​ ​‍​‍‌‌​ ‌‌‌​‌​​‍ ‍‌‍​ ‌‍‍​‌‍‍‌‌‍ ​‌‍‌​‌ ​‍‌‍‌‌‌‍ ‍​‍‌‌​ ‌‌‌​​‍‌‌ ‌‍‍ ‌‍‌‌‌ ‍‌​‍‌‌​ ​ ‌​‌​​‍‌‌​ ​ ‌​‌​​‍‌‌​ ​‍​ ​‍​ ​​‌‍‌‌‌‍‌‍​ ‍‌‌‍​ ​ ​‍​ ​ ​ ‌ ‌‍​‌​ ​​​ ‍‌​ ​‍​ ​​​‍‌‌​ ​‍​ ​‍​‍‌‌​ ‌‌‌​‌​​‍ ‍‌ ‌​‌‍‌‌‌ ‍​‌ ‌​​ ‌‍​‍‌‍​‌‌ ​ ‌‍‌‌‌‌‌‌‌ ​‍‌‍ ​​ ‌‌‍‍​‌ ‌​‌ ‌​‌ ​​​‍‌‌​ ​ ‌​​‌​‍‌‌​ ​‍‌​‌‍​‍‌‌​ ​‍‌​‌‍‌‍ ​‌‍ ‌‍​ ‌‍​‌‌‍ ​‌‍‍​‌‍ ‌ ​ ‌ ‌​​‍‌‌​ ​ ‌​​‌​ ​ ​ ​ ​ ​ ​ ​ ​‍‌‍‌‍‍‌‌‍‌​​ ‌​ ​ ​ ‌ ‌‍‌​​ ‍‌​ ‌​​ ​​​ ‍‌​ ​ ​‍ ‌​ ​ ‌‍‌‍​ ‌ ​ ‌​​‍ ‌​ ‌​​ ​‍‌‍​‌​ ‌ ​‍ ‌​ ‍‌‌‍​‌‌‍‌‍‌‍‌‍​‍ ‌​ ‍​​ ‌ ​ ​‌‌‍​‍​ ‌‌‌‍​‍‌‍‌​‌‍‌‍​ ​ ‌‍​ ​ ‍​​ ​‌​‍‌‍‌ ‌​‌ ‍‌‌ ​​‌‍‌‌​ ‌‌ ​​‌‍​‌‌‍‌ ‌‍‌‌​‍‌‍‌ ​​‌‍​‌‌ ‌​‌‍‍​​ ‌‌ ​ ‌‍‌‌‌‍​ ‌ ‌​‌‍‍‌‌‍ ‌‍ ‍‌ ​ ​‍‌‌​ ‌‌‌​​‍‌‌ ‌‍‍ ‌‍‌‌‌ ‍‌​‍‌‌​ ​ ‌​‌​​‍‌‌​ ​ ‌​‌​​‍‌‌​ ​‍​ ​‍​ ‍‌​ ​‌​ ‍‌​ ​​​ ​‍​ ‌‌‌‍‌‍​ ​​‌‍​‌​ ‌‍​ ‌‌​ ​‍​‍‌‌​ ​‍​ ​‍​‍‌‌​ ‌‌‌​‌​​‍ ‍‌‍​ ‌‍ ‌‍ ​‌ ‌‌‌‍ ‌‌‍ ‍‌ ​ ​‍‌‌​ ‌‌‌​​‍‌‌ ‌‍‍ ‌‍‌‌‌ ‍‌​‍‌‌​ ​ ‌​‌​​‍‌‌​ ​ ‌​‌​​‍‌‌​ ​‍​ ​‍‌‍​‍​ ‌​​ ‍‌‌‍​‌‌‍‌‍​ ​ ‌‍​ ​ ​ ​ ‌‍‌‍​‌‌‍‌​​ ‌ ‌‍‌​​ ​ ​ ​ ​ ‌‌​ ‌ ​ ‌​‌‍‌‌​ ‌‍​ ​ ‌‍​‌​ ​‌‌‍‌​‌‍‌‌​ ‌​​ ‌ ‌‍​‍​ ‌‌​ ​‍‌‍‌‍‌‍​‌​‍‌‌​ ​‍​ ​‍​‍‌‌​ ‌‌‌​‌​​‍ ‍‌‍​ ‌‍ ‌‍ ‍‌ ‌​‌‍‌‌‌‍ ‍‌ ‌​​‍‌‌​ ‌‌‌​​‍‌‌ ‌‍‍ ‌‍‌‌‌ ‍‌​‍‌‌​ ​ ‌​‌​​‍‌‌​ ​ ‌​‌​​‍‌‌​ ​‍​ ​‍‌‍​‍‌‍​‍‌‍​ ‌‍‌‌​ ‌‌​ ​‌‌‍​ ‌‍​ ‌‍​‌​ ‌‌​ ‌‍‌‍​‌​‍‌‌​ ​‍​ ​‍​‍‌‌​ ‌‌‌​‌​​‍ ‍‌‍​ ‌‍‍​‌‍‍‌‌‍ ​‌‍‌​‌ ​‍‌‍‌‌‌‍ ‍​‍‌‌​ ‌‌‌​​‍‌‌ ‌‍‍ ‌‍‌‌‌ ‍‌​‍‌‌​ ​ ‌​‌​​‍‌‌​ ​ ‌​‌​​‍‌‌​ ​‍​ ​‍​ ​​‌‍‌‌‌‍‌‍​ ‍‌‌‍​ ​ ​‍​ ​ ​ ‌ ‌‍​‌​ ​​​ ‍‌​ ​‍​ ​​​‍‌‌​ ​‍​ ​‍​‍‌‌​ ‌‌‌​‌​​‍ ‍‌ ‌​‌‍‌‌‌ ‍​‌ ‌​​‍‌‍‌ ​​‌‍‌‌‌ ​‍‌ ​ ‌ ​​‌‍‌‌‌‍​ ‌ ‌​‌‍‍‌‌ ‌‍‌‍‌‌​ ‌‌ ​​‌ ‌‌‌‍​‍‌‍ ​‌‍‍‌‌ ​ ‌‍‍​‌‍‌‌‌‍‌​​‍​‍‌ ‌
Our focus is on developing the regulatory frameworks, market incentives and practical knowledge necessary for Australia to become a major exporter of renewable energy and green industrial products. By
leveraging the nation’s comparative advantage, we aim to elevate Australia’s economic and climate ambition and secure our place as a leader in a decarbonised global economy.​​​​‌ ‍ ​‍​‍‌‍ ‌ ​‍‌‍‍‌‌‍‌ ‌‍‍‌‌‍ ‍​‍​‍​ ‍‍​‍​‍‌ ​ ‌‍​‌‌‍ ‍‌‍‍‌‌ ‌​‌ ‍‌​‍ ‍‌‍‍‌‌‍ ​‍​‍​‍ ​​‍​‍‌‍‍​‌ ​‍‌‍‌‌‌‍‌‍​‍​‍​ ‍‍​‍​‍‌‍‍​‌ ‌​‌ ‌​‌ ​​​ ‍‍​‍ ​‍ ‌‍ ​‌‍ ‌‍​ ‌‍​‌‌‍ ​‌‍‍​‌‍ ‌ ​ ‌ ‌​​ ‍‍​ ​ ​ ​ ​ ​ ​ ​ ​‍ ‌‍‍‌‌‍ ‍‌ ‌​‌‍‌‌‌‍ ‍‌ ‌​​‍ ‌‍‌‌‌‍‌​‌‍‍‌‌ ‌​​‍ ‌‍ ‌‌‍ ‌‍‌​‌‍‌‌​ ‌‌ ​​‌ ​‍‌‍‌‌‌ ​ ‌‍‌‌‌‍ ‍‌ ‌​‌‍​‌‌ ‌​‌‍‍‌‌‍ ‌‍ ‍​ ‍ ‌‍‍‌‌‍‌​​ ‌​ ​ ​ ‌ ‌‍‌​​ ‍‌​ ‌​​ ​​​ ‍‌​ ​ ​‍ ‌​ ​ ‌‍‌‍​ ‌ ​ ‌​​‍ ‌​ ‌​​ ​‍‌‍​‌​ ‌ ​‍ ‌​ ‍‌‌‍​‌‌‍‌‍‌‍‌‍​‍ ‌​ ‍​​ ‌ ​ ​‌‌‍​‍​ ‌‌‌‍​‍‌‍‌​‌‍‌‍​ ​ ‌‍​ ​ ‍​​ ​‌​ ‍ ‌ ‌​‌ ‍‌‌ ​​‌‍‌‌​ ‌‌ ​​‌‍​‌‌‍‌ ‌‍‌‌​ ‍ ‌ ​​‌‍​‌‌ ‌​‌‍‍​​ ‌‌ ​ ‌‍‌‌‌‍​ ‌ ‌​‌‍‍‌‌‍ ‌‍ ‍‌ ​ ​‍‌‌​ ‌‌‌​​‍‌‌ ‌‍‍ ‌‍‌‌‌ ‍‌​‍‌‌​ ​ ‌​‌​​‍‌‌​ ​ ‌​‌​​‍‌‌​ ​‍​ ​‍​ ‍‌​ ​‌​ ‍‌​ ​​​ ​‍​ ‌‌‌‍‌‍​ ​​‌‍​‌​ ‌‍​ ‌‌​ ​‍​‍‌‌​ ​‍​ ​‍​‍‌‌​ ‌‌‌​‌​​‍ ‍‌‍​ ‌‍ ‌‍ ​‌ ‌‌‌‍ ‌‌‍ ‍‌ ​ ​‍‌‌​ ‌‌‌​​‍‌‌ ‌‍‍ ‌‍‌‌‌ ‍‌​‍‌‌​ ​ ‌​‌​​‍‌‌​ ​ ‌​‌​​‍‌‌​ ​‍​ ​‍‌‍​‍​ ‌​​ ‍‌‌‍​‌‌‍‌‍​ ​ ‌‍​ ​ ​ ​ ‌‍‌‍​‌‌‍‌​​ ‌ ‌‍‌​​ ​ ​ ​ ​ ‌‌​ ‌ ​ ‌​‌‍‌‌​ ‌‍​ ​ ‌‍​‌​ ​‌‌‍‌​‌‍‌‌​ ‌​​ ‌ ‌‍​‍​ ‌‌​ ​‍‌‍‌‍‌‍​‌​‍‌‌​ ​‍​ ​‍​‍‌‌​ ‌‌‌​‌​​‍ ‍‌‍​ ‌‍ ‌‍ ‍‌ ‌​‌‍‌‌‌‍ ‍‌ ‌​​‍‌‌​ ‌‌‌​​‍‌‌ ‌‍‍ ‌‍‌‌‌ ‍‌​‍‌‌​ ​ ‌​‌​​‍‌‌​ ​ ‌​‌​​‍‌‌​ ​‍​ ​‍​ ​​‌‍​‍‌‍​‌​ ‌‌​ ​‍​ ​​​ ‌‌​ ‌ ​ ​ ​ ‍‌​ ‍​‌‍‌‌​‍‌‌​ ​‍​ ​‍​‍‌‌​ ‌‌‌​‌​​‍ ‍‌‍​ ‌‍‍​‌‍‍‌‌‍ ​‌‍‌​‌ ​‍‌‍‌‌‌‍ ‍​‍‌‌​ ‌‌‌​​‍‌‌ ‌‍‍ ‌‍‌‌‌ ‍‌​‍‌‌​ ​ ‌​‌​​‍‌‌​ ​ ‌​‌​​‍‌‌​ ​‍​ ​‍​ ‌‌​ ‍​​ ‌‍‌‍‌‍​ ‌​​ ‌‍‌‍‌‍​ ‍​‌‍‌​​ ‌​‌‍‌‍​ ‌ ​ ​​​‍‌‌​ ​‍​ ​‍​‍‌‌​ ‌‌‌​‌​​‍ ‍‌ ‌​‌‍‌‌‌ ‍​‌ ‌​​ ‌‍​‍‌‍​‌‌ ​ ‌‍‌‌‌‌‌‌‌ ​‍‌‍ ​​ ‌‌‍‍​‌ ‌​‌ ‌​‌ ​​​‍‌‌​ ​ ‌​​‌​‍‌‌​ ​‍‌​‌‍​‍‌‌​ ​‍‌​‌‍‌‍ ​‌‍ ‌‍​ ‌‍​‌‌‍ ​‌‍‍​‌‍ ‌ ​ ‌ ‌​​‍‌‌​ ​ ‌​​‌​ ​ ​ ​ ​ ​ ​ ​ ​‍‌‍‌‍‍‌‌‍‌​​ ‌​ ​ ​ ‌ ‌‍‌​​ ‍‌​ ‌​​ ​​​ ‍‌​ ​ ​‍ ‌​ ​ ‌‍‌‍​ ‌ ​ ‌​​‍ ‌​ ‌​​ ​‍‌‍​‌​ ‌ ​‍ ‌​ ‍‌‌‍​‌‌‍‌‍‌‍‌‍​‍ ‌​ ‍​​ ‌ ​ ​‌‌‍​‍​ ‌‌‌‍​‍‌‍‌​‌‍‌‍​ ​ ‌‍​ ​ ‍​​ ​‌​‍‌‍‌ ‌​‌ ‍‌‌ ​​‌‍‌‌​ ‌‌ ​​‌‍​‌‌‍‌ ‌‍‌‌​‍‌‍‌ ​​‌‍​‌‌ ‌​‌‍‍​​ ‌‌ ​ ‌‍‌‌‌‍​ ‌ ‌​‌‍‍‌‌‍ ‌‍ ‍‌ ​ ​‍‌‌​ ‌‌‌​​‍‌‌ ‌‍‍ ‌‍‌‌‌ ‍‌​‍‌‌​ ​ ‌​‌​​‍‌‌​ ​ ‌​‌​​‍‌‌​ ​‍​ ​‍​ ‍‌​ ​‌​ ‍‌​ ​​​ ​‍​ ‌‌‌‍‌‍​ ​​‌‍​‌​ ‌‍​ ‌‌​ ​‍​‍‌‌​ ​‍​ ​‍​‍‌‌​ ‌‌‌​‌​​‍ ‍‌‍​ ‌‍ ‌‍ ​‌ ‌‌‌‍ ‌‌‍ ‍‌ ​ ​‍‌‌​ ‌‌‌​​‍‌‌ ‌‍‍ ‌‍‌‌‌ ‍‌​‍‌‌​ ​ ‌​‌​​‍‌‌​ ​ ‌​‌​​‍‌‌​ ​‍​ ​‍‌‍​‍​ ‌​​ ‍‌‌‍​‌‌‍‌‍​ ​ ‌‍​ ​ ​ ​ ‌‍‌‍​‌‌‍‌​​ ‌ ‌‍‌​​ ​ ​ ​ ​ ‌‌​ ‌ ​ ‌​‌‍‌‌​ ‌‍​ ​ ‌‍​‌​ ​‌‌‍‌​‌‍‌‌​ ‌​​ ‌ ‌‍​‍​ ‌‌​ ​‍‌‍‌‍‌‍​‌​‍‌‌​ ​‍​ ​‍​‍‌‌​ ‌‌‌​‌​​‍ ‍‌‍​ ‌‍ ‌‍ ‍‌ ‌​‌‍‌‌‌‍ ‍‌ ‌​​‍‌‌​ ‌‌‌​​‍‌‌ ‌‍‍ ‌‍‌‌‌ ‍‌​‍‌‌​ ​ ‌​‌​​‍‌‌​ ​ ‌​‌​​‍‌‌​ ​‍​ ​‍​ ​​‌‍​‍‌‍​‌​ ‌‌​ ​‍​ ​​​ ‌‌​ ‌ ​ ​ ​ ‍‌​ ‍​‌‍‌‌​‍‌‌​ ​‍​ ​‍​‍‌‌​ ‌‌‌​‌​​‍ ‍‌‍​ ‌‍‍​‌‍‍‌‌‍ ​‌‍‌​‌ ​‍‌‍‌‌‌‍ ‍​‍‌‌​ ‌‌‌​​‍‌‌ ‌‍‍ ‌‍‌‌‌ ‍‌​‍‌‌​ ​ ‌​‌​​‍‌‌​ ​ ‌​‌​​‍‌‌​ ​‍​ ​‍​ ‌‌​ ‍​​ ‌‍‌‍‌‍​ ‌​​ ‌‍‌‍‌‍​ ‍​‌‍‌​​ ‌​‌‍‌‍​ ‌ ​ ​​​‍‌‌​ ​‍​ ​‍​‍‌‌​ ‌‌‌​‌​​‍ ‍‌ ‌​‌‍‌‌‌ ‍​‌ ‌​​‍‌‍‌ ​​‌‍‌‌‌ ​‍‌ ​ ‌ ​​‌‍‌‌‌‍​ ‌ ‌​‌‍‍‌‌ ‌‍‌‍‌‌​ ‌‌ ​​‌ ‌‌‌‍​‍‌‍ ​‌‍‍‌‌ ​ ‌‍‍​‌‍‌‌‌‍‌​​‍​‍‌ ‌
How we work​​​​‌ ‍ ​‍​‍‌‍ ‌ ​‍‌‍‍‌‌‍‌ ‌‍‍‌‌‍ ‍​‍​‍​ ‍‍​‍​‍‌ ​ ‌‍​‌‌‍ ‍‌‍‍‌‌ ‌​‌ ‍‌​‍ ‍‌‍‍‌‌‍ ​‍​‍​‍ ​​‍​‍‌‍‍​‌ ​‍‌‍‌‌‌‍‌‍​‍​‍​ ‍‍​‍​‍‌‍‍​‌ ‌​‌ ‌​‌ ​​​ ‍‍​‍ ​‍ ‌‍ ​‌‍ ‌‍​ ‌‍​‌‌‍ ​‌‍‍​‌‍ ‌ ​ ‌ ‌​​ ‍‍​ ​ ​ ​ ​ ​ ​ ​ ​‍ ‌‍‍‌‌‍ ‍‌ ‌​‌‍‌‌‌‍ ‍‌ ‌​​‍ ‌‍‌‌‌‍‌​‌‍‍‌‌ ‌​​‍ ‌‍ ‌‌‍ ‌‍‌​‌‍‌‌​ ‌‌ ​​‌ ​‍‌‍‌‌‌ ​ ‌‍‌‌‌‍ ‍‌ ‌​‌‍​‌‌ ‌​‌‍‍‌‌‍ ‌‍ ‍​ ‍ ‌‍‍‌‌‍‌​​ ‌​ ​ ​ ‌ ‌‍‌​​ ‍‌​ ‌​​ ​​​ ‍‌​ ​ ​‍ ‌​ ​ ‌‍‌‍​ ‌ ​ ‌​​‍ ‌​ ‌​​ ​‍‌‍​‌​ ‌ ​‍ ‌​ ‍‌‌‍​‌‌‍‌‍‌‍‌‍​‍ ‌​ ‍​​ ‌ ​ ​‌‌‍​‍​ ‌‌‌‍​‍‌‍‌​‌‍‌‍​ ​ ‌‍​ ​ ‍​​ ​‌​ ‍ ‌ ‌​‌ ‍‌‌ ​​‌‍‌‌​ ‌‌ ​​‌‍​‌‌‍‌ ‌‍‌‌​ ‍ ‌ ​​‌‍​‌‌ ‌​‌‍‍​​ ‌‌ ​ ‌‍‌‌‌‍​ ‌ ‌​‌‍‍‌‌‍ ‌‍ ‍‌ ​ ​‍‌‌​ ‌‌‌​​‍‌‌ ‌‍‍ ‌‍‌‌‌ ‍‌​‍‌‌​ ​ ‌​‌​​‍‌‌​ ​ ‌​‌​​‍‌‌​ ​‍​ ​‍​ ‍‌​ ​‌​ ‍‌​ ​​​ ​‍​ ‌‌‌‍‌‍​ ​​‌‍​‌​ ‌‍​ ‌‌​ ​‍​‍‌‌​ ​‍​ ​‍​‍‌‌​ ‌‌‌​‌​​‍ ‍‌‍​ ‌‍ ‌‍ ​‌ ‌‌‌‍ ‌‌‍ ‍‌ ​ ​‍‌‌​ ‌‌‌​​‍‌‌ ‌‍‍ ‌‍‌‌‌ ‍‌​‍‌‌​ ​ ‌​‌​​‍‌‌​ ​ ‌​‌​​‍‌‌​ ​‍​ ​‍‌‍‌‌​ ‍​​ ​‍‌‍‌​​ ‌‍‌‍​‍‌‍​‌‌‍‌‌​ ‌‍​ ​‍‌‍​‍​ ​‌‌‍​ ‌‍‌‌​ ‌‌‌‍‌‌​ ​‌‌‍​ ‌‍​‌​ ​‍​ ‍​​ ‌​​ ‌‌​ ‍​‌‍‌‌‌‍​ ​ ​​‌‍​‌‌‍‌​‌‍​ ‌‍​ ​ ​‍​‍‌‌​ ​‍​ ​‍​‍‌‌​ ‌‌‌​‌​​‍ ‍‌‍​ ‌‍ ‌‍ ‍‌ ‌​‌‍‌‌‌‍ ‍‌ ‌​​‍‌‌​ ‌‌‌​​‍‌‌ ‌‍‍ ‌‍‌‌‌ ‍‌​‍‌‌​ ​ ‌​‌​​‍‌‌​ ​ ‌​‌​​‍‌‌​ ​‍​ ​‍​ ‌‌‌‍‌​​ ‌‍​ ​ ​ ​‌​ ‌ ​ ‌ ‌‍‌‍​ ‍​​ ‌‍‌‍​‌‌‍‌‌​‍‌‌​ ​‍​ ​‍​‍‌‌​ ‌‌‌​‌​​‍ ‍‌‍​ ‌‍‍​‌‍‍‌‌‍ ​‌‍‌​‌ ​‍‌‍‌‌‌‍ ‍​‍‌‌​ ‌‌‌​​‍‌‌ ‌‍‍ ‌‍‌‌‌ ‍‌​‍‌‌​ ​ ‌​‌​​‍‌‌​ ​ ‌​‌​​‍‌‌​ ​‍​ ​‍​ ​‍​ ‌ ‌‍‌‍​ ‍‌​ ‌‌​ ‌ ‌‍​ ​ ​​​ ‌​‌‍​‌​ ​​​ ‌‌​‍‌‌​ ​‍​ ​‍​‍‌‌​ ‌‌‌​‌​​‍ ‍‌ ‌​‌‍‌‌‌ ‍​‌ ‌​​ ‌‍​‍‌‍​‌‌ ​ ‌‍‌‌‌‌‌‌‌ ​‍‌‍ ​​ ‌‌‍‍​‌ ‌​‌ ‌​‌ ​​​‍‌‌​ ​ ‌​​‌​‍‌‌​ ​‍‌​‌‍​‍‌‌​ ​‍‌​‌‍‌‍ ​‌‍ ‌‍​ ‌‍​‌‌‍ ​‌‍‍​‌‍ ‌ ​ ‌ ‌​​‍‌‌​ ​ ‌​​‌​ ​ ​ ​ ​ ​ ​ ​ ​‍‌‍‌‍‍‌‌‍‌​​ ‌​ ​ ​ ‌ ‌‍‌​​ ‍‌​ ‌​​ ​​​ ‍‌​ ​ ​‍ ‌​ ​ ‌‍‌‍​ ‌ ​ ‌​​‍ ‌​ ‌​​ ​‍‌‍​‌​ ‌ ​‍ ‌​ ‍‌‌‍​‌‌‍‌‍‌‍‌‍​‍ ‌​ ‍​​ ‌ ​ ​‌‌‍​‍​ ‌‌‌‍​‍‌‍‌​‌‍‌‍​ ​ ‌‍​ ​ ‍​​ ​‌​‍‌‍‌ ‌​‌ ‍‌‌ ​​‌‍‌‌​ ‌‌ ​​‌‍​‌‌‍‌ ‌‍‌‌​‍‌‍‌ ​​‌‍​‌‌ ‌​‌‍‍​​ ‌‌ ​ ‌‍‌‌‌‍​ ‌ ‌​‌‍‍‌‌‍ ‌‍ ‍‌ ​ ​‍‌‌​ ‌‌‌​​‍‌‌ ‌‍‍ ‌‍‌‌‌ ‍‌​‍‌‌​ ​ ‌​‌​​‍‌‌​ ​ ‌​‌​​‍‌‌​ ​‍​ ​‍​ ‍‌​ ​‌​ ‍‌​ ​​​ ​‍​ ‌‌‌‍‌‍​ ​​‌‍​‌​ ‌‍​ ‌‌​ ​‍​‍‌‌​ ​‍​ ​‍​‍‌‌​ ‌‌‌​‌​​‍ ‍‌‍​ ‌‍ ‌‍ ​‌ ‌‌‌‍ ‌‌‍ ‍‌ ​ ​‍‌‌​ ‌‌‌​​‍‌‌ ‌‍‍ ‌‍‌‌‌ ‍‌​‍‌‌​ ​ ‌​‌​​‍‌‌​ ​ ‌​‌​​‍‌‌​ ​‍​ ​‍‌‍‌‌​ ‍​​ ​‍‌‍‌​​ ‌‍‌‍​‍‌‍​‌‌‍‌‌​ ‌‍​ ​‍‌‍​‍​ ​‌‌‍​ ‌‍‌‌​ ‌‌‌‍‌‌​ ​‌‌‍​ ‌‍​‌​ ​‍​ ‍​​ ‌​​ ‌‌​ ‍​‌‍‌‌‌‍​ ​ ​​‌‍​‌‌‍‌​‌‍​ ‌‍​ ​ ​‍​‍‌‌​ ​‍​ ​‍​‍‌‌​ ‌‌‌​‌​​‍ ‍‌‍​ ‌‍ ‌‍ ‍‌ ‌​‌‍‌‌‌‍ ‍‌ ‌​​‍‌‌​ ‌‌‌​​‍‌‌ ‌‍‍ ‌‍‌‌‌ ‍‌​‍‌‌​ ​ ‌​‌​​‍‌‌​ ​ ‌​‌​​‍‌‌​ ​‍​ ​‍​ ‌‌‌‍‌​​ ‌‍​ ​ ​ ​‌​ ‌ ​ ‌ ‌‍‌‍​ ‍​​ ‌‍‌‍​‌‌‍‌‌​‍‌‌​ ​‍​ ​‍​‍‌‌​ ‌‌‌​‌​​‍ ‍‌‍​ ‌‍‍​‌‍‍‌‌‍ ​‌‍‌​‌ ​‍‌‍‌‌‌‍ ‍​‍‌‌​ ‌‌‌​​‍‌‌ ‌‍‍ ‌‍‌‌‌ ‍‌​‍‌‌​ ​ ‌​‌​​‍‌‌​ ​ ‌​‌​​‍‌‌​ ​‍​ ​‍​ ​‍​ ‌ ‌‍‌‍​ ‍‌​ ‌‌​ ‌ ‌‍​ ​ ​​​ ‌​‌‍​‌​ ​​​ ‌‌​‍‌‌​ ​‍​ ​‍​‍‌‌​ ‌‌‌​‌​​‍ ‍‌ ‌​‌‍‌‌‌ ‍​‌ ‌​​‍‌‍‌ ​​‌‍‌‌‌ ​‍‌ ​ ‌ ​​‌‍‌‌‌‍​ ‌ ‌​‌‍‍‌‌ ‌‍‌‍‌‌​ ‌‌ ​​‌ ‌‌‌‍​‍‌‍ ​‌‍‍‌‌ ​ ‌‍‍​‌‍‌‌‌‍‌​​‍​‍‌ ‌
Do the research​​​​‌ ‍ ​‍​‍‌‍ ‌ ​‍‌‍‍‌‌‍‌ ‌‍‍‌‌‍ ‍​‍​‍​ ‍‍​‍​‍‌ ​ ‌‍​‌‌‍ ‍‌‍‍‌‌ ‌​‌ ‍‌​‍ ‍‌‍‍‌‌‍ ​‍​‍​‍ ​​‍​‍‌‍‍​‌ ​‍‌‍‌‌‌‍‌‍​‍​‍​ ‍‍​‍​‍‌‍‍​‌ ‌​‌ ‌​‌ ​​​ ‍‍​‍ ​‍ ‌‍ ​‌‍ ‌‍​ ‌‍​‌‌‍ ​‌‍‍​‌‍ ‌ ​ ‌ ‌​​ ‍‍​ ​ ​ ​ ​ ​ ​ ​ ​‍ ‌‍‍‌‌‍ ‍‌ ‌​‌‍‌‌‌‍ ‍‌ ‌​​‍ ‌‍‌‌‌‍‌​‌‍‍‌‌ ‌​​‍ ‌‍ ‌‌‍ ‌‍‌​‌‍‌‌​ ‌‌ ​​‌ ​‍‌‍‌‌‌ ​ ‌‍‌‌‌‍ ‍‌ ‌​‌‍​‌‌ ‌​‌‍‍‌‌‍ ‌‍ ‍​ ‍ ‌‍‍‌‌‍‌​​ ‌​ ​ ​ ‌ ‌‍‌​​ ‍‌​ ‌​​ ​​​ ‍‌​ ​ ​‍ ‌​ ​ ‌‍‌‍​ ‌ ​ ‌​​‍ ‌​ ‌​​ ​‍‌‍​‌​ ‌ ​‍ ‌​ ‍‌‌‍​‌‌‍‌‍‌‍‌‍​‍ ‌​ ‍​​ ‌ ​ ​‌‌‍​‍​ ‌‌‌‍​‍‌‍‌​‌‍‌‍​ ​ ‌‍​ ​ ‍​​ ​‌​ ‍ ‌ ‌​‌ ‍‌‌ ​​‌‍‌‌​ ‌‌ ​​‌‍​‌‌‍‌ ‌‍‌‌​ ‍ ‌ ​​‌‍​‌‌ ‌​‌‍‍​​ ‌‌ ​ ‌‍‌‌‌‍​ ‌ ‌​‌‍‍‌‌‍ ‌‍ ‍‌ ​ ​‍‌‌​ ‌‌‌​​‍‌‌ ‌‍‍ ‌‍‌‌‌ ‍‌​‍‌‌​ ​ ‌​‌​​‍‌‌​ ​ ‌​‌​​‍‌‌​ ​‍​ ​‍​ ‍‌​ ​‌​ ‍‌​ ​​​ ​‍​ ‌‌‌‍‌‍​ ​​‌‍​‌​ ‌‍​ ‌‌​ ​‍​‍‌‌​ ​‍​ ​‍​‍‌‌​ ‌‌‌​‌​​‍ ‍‌‍​ ‌‍ ‌‍ ​‌ ‌‌‌‍ ‌‌‍ ‍‌ ​ ​‍‌‌​ ‌‌‌​​‍‌‌ ‌‍‍ ‌‍‌‌‌ ‍‌​‍‌‌​ ​ ‌​‌​​‍‌‌​ ​ ‌​‌​​‍‌‌​ ​‍​ ​‍​ ‌​‌‍​ ​ ‍‌​ ​‌​ ‌ ‌‍​‍​ ‌ ‌‍‌​‌‍‌​‌‍‌‍‌‍‌​‌‍​‌​ ‌ ​ ‍‌​ ​‌​ ‌ ​ ‌‍​ ​ ​ ‌‌‌‍​ ‌‍​‍‌‍‌​‌‍‌‍​ ‌ ​ ​​​ ​​​ ​​​ ‌ ‌‍​‍​ ​‌​ ‍‌​ ‍​​‍‌‌​ ​‍​ ​‍​‍‌‌​ ‌‌‌​‌​​‍ ‍‌‍​ ‌‍ ‌‍ ‍‌ ‌​‌‍‌‌‌‍ ‍‌ ‌​​‍‌‌​ ‌‌‌​​‍‌‌ ‌‍‍ ‌‍‌‌‌ ‍‌​‍‌‌​ ​ ‌​‌​​‍‌‌​ ​ ‌​‌​​‍‌‌​ ​‍​ ​‍‌‍​‍​ ‌‌​ ‍​​ ‌ ‌‍​ ‌‍​‍‌‍​‌‌‍‌‍​ ​​​ ​‌‌‍​ ​ ‌ ​‍‌‌​ ​‍​ ​‍​‍‌‌​ ‌‌‌​‌​​‍ ‍‌‍​ ‌‍‍​‌‍‍‌‌‍ ​‌‍‌​‌ ​‍‌‍‌‌‌‍ ‍​‍‌‌​ ‌‌‌​​‍‌‌ ‌‍‍ ‌‍‌‌‌ ‍‌​‍‌‌​ ​ ‌​‌​​‍‌‌​ ​ ‌​‌​​‍‌‌​ ​‍​ ​‍‌‍‌‍​ ‌​‌‍​‌​ ‌‌‌‍‌‌‌‍‌​​ ​‌​ ‌‍​ ‌‍‌‍‌​​ ‌‍​ ​​​ ​​​‍‌‌​ ​‍​ ​‍​‍‌‌​ ‌‌‌​‌​​‍ ‍‌ ‌​‌‍‌‌‌ ‍​‌ ‌​​ ‌‍​‍‌‍​‌‌ ​ ‌‍‌‌‌‌‌‌‌ ​‍‌‍ ​​ ‌‌‍‍​‌ ‌​‌ ‌​‌ ​​​‍‌‌​ ​ ‌​​‌​‍‌‌​ ​‍‌​‌‍​‍‌‌​ ​‍‌​‌‍‌‍ ​‌‍ ‌‍​ ‌‍​‌‌‍ ​‌‍‍​‌‍ ‌ ​ ‌ ‌​​‍‌‌​ ​ ‌​​‌​ ​ ​ ​ ​ ​ ​ ​ ​‍‌‍‌‍‍‌‌‍‌​​ ‌​ ​ ​ ‌ ‌‍‌​​ ‍‌​ ‌​​ ​​​ ‍‌​ ​ ​‍ ‌​ ​ ‌‍‌‍​ ‌ ​ ‌​​‍ ‌​ ‌​​ ​‍‌‍​‌​ ‌ ​‍ ‌​ ‍‌‌‍​‌‌‍‌‍‌‍‌‍​‍ ‌​ ‍​​ ‌ ​ ​‌‌‍​‍​ ‌‌‌‍​‍‌‍‌​‌‍‌‍​ ​ ‌‍​ ​ ‍​​ ​‌​‍‌‍‌ ‌​‌ ‍‌‌ ​​‌‍‌‌​ ‌‌ ​​‌‍​‌‌‍‌ ‌‍‌‌​‍‌‍‌ ​​‌‍​‌‌ ‌​‌‍‍​​ ‌‌ ​ ‌‍‌‌‌‍​ ‌ ‌​‌‍‍‌‌‍ ‌‍ ‍‌ ​ ​‍‌‌​ ‌‌‌​​‍‌‌ ‌‍‍ ‌‍‌‌‌ ‍‌​‍‌‌​ ​ ‌​‌​​‍‌‌​ ​ ‌​‌​​‍‌‌​ ​‍​ ​‍​ ‍‌​ ​‌​ ‍‌​ ​​​ ​‍​ ‌‌‌‍‌‍​ ​​‌‍​‌​ ‌‍​ ‌‌​ ​‍​‍‌‌​ ​‍​ ​‍​‍‌‌​ ‌‌‌​‌​​‍ ‍‌‍​ ‌‍ ‌‍ ​‌ ‌‌‌‍ ‌‌‍ ‍‌ ​ ​‍‌‌​ ‌‌‌​​‍‌‌ ‌‍‍ ‌‍‌‌‌ ‍‌​‍‌‌​ ​ ‌​‌​​‍‌‌​ ​ ‌​‌​​‍‌‌​ ​‍​ ​‍​ ‌​‌‍​ ​ ‍‌​ ​‌​ ‌ ‌‍​‍​ ‌ ‌‍‌​‌‍‌​‌‍‌‍‌‍‌​‌‍​‌​ ‌ ​ ‍‌​ ​‌​ ‌ ​ ‌‍​ ​ ​ ‌‌‌‍​ ‌‍​‍‌‍‌​‌‍‌‍​ ‌ ​ ​​​ ​​​ ​​​ ‌ ‌‍​‍​ ​‌​ ‍‌​ ‍​​‍‌‌​ ​‍​ ​‍​‍‌‌​ ‌‌‌​‌​​‍ ‍‌‍​ ‌‍ ‌‍ ‍‌ ‌​‌‍‌‌‌‍ ‍‌ ‌​​‍‌‌​ ‌‌‌​​‍‌‌ ‌‍‍ ‌‍‌‌‌ ‍‌​‍‌‌​ ​ ‌​‌​​‍‌‌​ ​ ‌​‌​​‍‌‌​ ​‍​ ​‍‌‍​‍​ ‌‌​ ‍​​ ‌ ‌‍​ ‌‍​‍‌‍​‌‌‍‌‍​ ​​​ ​‌‌‍​ ​ ‌ ​‍‌‌​ ​‍​ ​‍​‍‌‌​ ‌‌‌​‌​​‍ ‍‌‍​ ‌‍‍​‌‍‍‌‌‍ ​‌‍‌​‌ ​‍‌‍‌‌‌‍ ‍​‍‌‌​ ‌‌‌​​‍‌‌ ‌‍‍ ‌‍‌‌‌ ‍‌​‍‌‌​ ​ ‌​‌​​‍‌‌​ ​ ‌​‌​​‍‌‌​ ​‍​ ​‍‌‍‌‍​ ‌​‌‍​‌​ ‌‌‌‍‌‌‌‍‌​​ ​‌​ ‌‍​ ‌‍‌‍‌​​ ‌‍​ ​​​ ​​​‍‌‌​ ​‍​ ​‍​‍‌‌​ ‌‌‌​‌​​‍ ‍‌ ‌​‌‍‌‌‌ ‍​‌ ‌​​‍‌‍‌ ​​‌‍‌‌‌ ​‍‌ ​ ‌ ​​‌‍‌‌‌‍​ ‌ ‌​‌‍‍‌‌ ‌‍‌‍‌‌​ ‌‌ ​​‌ ‌‌‌‍​‍‌‍ ​‌‍‍‌‌ ​ ‌‍‍​‌‍‌‌‌‍‌​​‍​‍‌ ‌
We conduct rigorous research and analysis to uncover the economic and climate benefits of green iron and other energy-intensive export commodities. By demonstrating Australia’s comparative advantage, we
influence both policy and industry, ensuring that Australia capitalises on the global transition to a zero-carbon economy.​​​​‌ ‍ ​‍​‍‌‍ ‌ ​‍‌‍‍‌‌‍‌ ‌‍‍‌‌‍ ‍​‍​‍​ ‍‍​‍​‍‌ ​ ‌‍​‌‌‍ ‍‌‍‍‌‌ ‌​‌ ‍‌​‍ ‍‌‍‍‌‌‍ ​‍​‍​‍ ​​‍​‍‌‍‍​‌ ​‍‌‍‌‌‌‍‌‍​‍​‍​ ‍‍​‍​‍‌‍‍​‌ ‌​‌ ‌​‌ ​​​ ‍‍​‍ ​‍ ‌‍ ​‌‍ ‌‍​ ‌‍​‌‌‍ ​‌‍‍​‌‍ ‌ ​ ‌ ‌​​ ‍‍​ ​ ​ ​ ​ ​ ​ ​ ​‍ ‌‍‍‌‌‍ ‍‌ ‌​‌‍‌‌‌‍ ‍‌ ‌​​‍ ‌‍‌‌‌‍‌​‌‍‍‌‌ ‌​​‍ ‌‍ ‌‌‍ ‌‍‌​‌‍‌‌​ ‌‌ ​​‌ ​‍‌‍‌‌‌ ​ ‌‍‌‌‌‍ ‍‌ ‌​‌‍​‌‌ ‌​‌‍‍‌‌‍ ‌‍ ‍​ ‍ ‌‍‍‌‌‍‌​​ ‌​ ​ ​ ‌ ‌‍‌​​ ‍‌​ ‌​​ ​​​ ‍‌​ ​ ​‍ ‌​ ​ ‌‍‌‍​ ‌ ​ ‌​​‍ ‌​ ‌​​ ​‍‌‍​‌​ ‌ ​‍ ‌​ ‍‌‌‍​‌‌‍‌‍‌‍‌‍​‍ ‌​ ‍​​ ‌ ​ ​‌‌‍​‍​ ‌‌‌‍​‍‌‍‌​‌‍‌‍​ ​ ‌‍​ ​ ‍​​ ​‌​ ‍ ‌ ‌​‌ ‍‌‌ ​​‌‍‌‌​ ‌‌ ​​‌‍​‌‌‍‌ ‌‍‌‌​ ‍ ‌ ​​‌‍​‌‌ ‌​‌‍‍​​ ‌‌ ​ ‌‍‌‌‌‍​ ‌ ‌​‌‍‍‌‌‍ ‌‍ ‍‌ ​ ​‍‌‌​ ‌‌‌​​‍‌‌ ‌‍‍ ‌‍‌‌‌ ‍‌​‍‌‌​ ​ ‌​‌​​‍‌‌​ ​ ‌​‌​​‍‌‌​ ​‍​ ​‍​ ‍‌​ ​‌​ ‍‌​ ​​​ ​‍​ ‌‌‌‍‌‍​ ​​‌‍​‌​ ‌‍​ ‌‌​ ​‍​‍‌‌​ ​‍​ ​‍​‍‌‌​ ‌‌‌​‌​​‍ ‍‌‍​ ‌‍ ‌‍ ​‌ ‌‌‌‍ ‌‌‍ ‍‌ ​ ​‍‌‌​ ‌‌‌​​‍‌‌ ‌‍‍ ‌‍‌‌‌ ‍‌​‍‌‌​ ​ ‌​‌​​‍‌‌​ ​ ‌​‌​​‍‌‌​ ​‍​ ​‍​ ‌​‌‍​ ​ ‍‌​ ​‌​ ‌ ‌‍​‍​ ‌ ‌‍‌​‌‍‌​‌‍‌‍‌‍‌​‌‍​‌​ ‌ ​ ‍‌​ ​‌​ ‌ ​ ‌‍​ ​ ​ ‌‌‌‍​ ‌‍​‍‌‍‌​‌‍‌‍​ ‌ ​ ​​​ ​​​ ​​​ ‌ ‌‍​‍​ ​‌​ ‍‌​ ‍​​‍‌‌​ ​‍​ ​‍​‍‌‌​ ‌‌‌​‌​​‍ ‍‌‍​ ‌‍ ‌‍ ‍‌ ‌​‌‍‌‌‌‍ ‍‌ ‌​​‍‌‌​ ‌‌‌​​‍‌‌ ‌‍‍ ‌‍‌‌‌ ‍‌​‍‌‌​ ​ ‌​‌​​‍‌‌​ ​ ‌​‌​​‍‌‌​ ​‍​ ​‍​ ‍‌​ ​​‌‍‌‌​ ​ ​ ‌‍​ ‍​‌‍​‌​ ‌ ‌‍‌​​ ​​​ ‍‌‌‍​ ​‍‌‌​ ​‍​ ​‍​‍‌‌​ ‌‌‌​‌​​‍ ‍‌‍​ ‌‍‍​‌‍‍‌‌‍ ​‌‍‌​‌ ​‍‌‍‌‌‌‍ ‍​‍‌‌​ ‌‌‌​​‍‌‌ ‌‍‍ ‌‍‌‌‌ ‍‌​‍‌‌​ ​ ‌​‌​​‍‌‌​ ​ ‌​‌​​‍‌‌​ ​‍​ ​‍​ ​ ​ ​​​ ‍‌​ ‍‌​ ‌ ​ ‌‌‌‍​‍​ ​ ​ ‌‍​ ​ ‌‍‌​​ ‍​​ ​​​‍‌‌​ ​‍​ ​‍​‍‌‌​ ‌‌‌​‌​​‍ ‍‌ ‌​‌‍‌‌‌ ‍​‌ ‌​​ ‌‍​‍‌‍​‌‌ ​ ‌‍‌‌‌‌‌‌‌ ​‍‌‍ ​​ ‌‌‍‍​‌ ‌​‌ ‌​‌ ​​​‍‌‌​ ​ ‌​​‌​‍‌‌​ ​‍‌​‌‍​‍‌‌​ ​‍‌​‌‍‌‍ ​‌‍ ‌‍​ ‌‍​‌‌‍ ​‌‍‍​‌‍ ‌ ​ ‌ ‌​​‍‌‌​ ​ ‌​​‌​ ​ ​ ​ ​ ​ ​ ​ ​‍‌‍‌‍‍‌‌‍‌​​ ‌​ ​ ​ ‌ ‌‍‌​​ ‍‌​ ‌​​ ​​​ ‍‌​ ​ ​‍ ‌​ ​ ‌‍‌‍​ ‌ ​ ‌​​‍ ‌​ ‌​​ ​‍‌‍​‌​ ‌ ​‍ ‌​ ‍‌‌‍​‌‌‍‌‍‌‍‌‍​‍ ‌​ ‍​​ ‌ ​ ​‌‌‍​‍​ ‌‌‌‍​‍‌‍‌​‌‍‌‍​ ​ ‌‍​ ​ ‍​​ ​‌​‍‌‍‌ ‌​‌ ‍‌‌ ​​‌‍‌‌​ ‌‌ ​​‌‍​‌‌‍‌ ‌‍‌‌​‍‌‍‌ ​​‌‍​‌‌ ‌​‌‍‍​​ ‌‌ ​ ‌‍‌‌‌‍​ ‌ ‌​‌‍‍‌‌‍ ‌‍ ‍‌ ​ ​‍‌‌​ ‌‌‌​​‍‌‌ ‌‍‍ ‌‍‌‌‌ ‍‌​‍‌‌​ ​ ‌​‌​​‍‌‌​ ​ ‌​‌​​‍‌‌​ ​‍​ ​‍​ ‍‌​ ​‌​ ‍‌​ ​​​ ​‍​ ‌‌‌‍‌‍​ ​​‌‍​‌​ ‌‍​ ‌‌​ ​‍​‍‌‌​ ​‍​ ​‍​‍‌‌​ ‌‌‌​‌​​‍ ‍‌‍​ ‌‍ ‌‍ ​‌ ‌‌‌‍ ‌‌‍ ‍‌ ​ ​‍‌‌​ ‌‌‌​​‍‌‌ ‌‍‍ ‌‍‌‌‌ ‍‌​‍‌‌​ ​ ‌​‌​​‍‌‌​ ​ ‌​‌​​‍‌‌​ ​‍​ ​‍​ ‌​‌‍​ ​ ‍‌​ ​‌​ ‌ ‌‍​‍​ ‌ ‌‍‌​‌‍‌​‌‍‌‍‌‍‌​‌‍​‌​ ‌ ​ ‍‌​ ​‌​ ‌ ​ ‌‍​ ​ ​ ‌‌‌‍​ ‌‍​‍‌‍‌​‌‍‌‍​ ‌ ​ ​​​ ​​​ ​​​ ‌ ‌‍​‍​ ​‌​ ‍‌​ ‍​​‍‌‌​ ​‍​ ​‍​‍‌‌​ ‌‌‌​‌​​‍ ‍‌‍​ ‌‍ ‌‍ ‍‌ ‌​‌‍‌‌‌‍ ‍‌ ‌​​‍‌‌​ ‌‌‌​​‍‌‌ ‌‍‍ ‌‍‌‌‌ ‍‌​‍‌‌​ ​ ‌​‌​​‍‌‌​ ​ ‌​‌​​‍‌‌​ ​‍​ ​‍​ ‍‌​ ​​‌‍‌‌​ ​ ​ ‌‍​ ‍​‌‍​‌​ ‌ ‌‍‌​​ ​​​ ‍‌‌‍​ ​‍‌‌​ ​‍​ ​‍​‍‌‌​ ‌‌‌​‌​​‍ ‍‌‍​ ‌‍‍​‌‍‍‌‌‍ ​‌‍‌​‌ ​‍‌‍‌‌‌‍ ‍​‍‌‌​ ‌‌‌​​‍‌‌ ‌‍‍ ‌‍‌‌‌ ‍‌​‍‌‌​ ​ ‌​‌​​‍‌‌​ ​ ‌​‌​​‍‌‌​ ​‍​ ​‍​ ​ ​ ​​​ ‍‌​ ‍‌​ ‌ ​ ‌‌‌‍​‍​ ​ ​ ‌‍​ ​ ‌‍‌​​ ‍​​ ​​​‍‌‌​ ​‍​ ​‍​‍‌‌​ ‌‌‌​‌​​‍ ‍‌ ‌​‌‍‌‌‌ ‍​‌ ‌​​‍‌‍‌ ​​‌‍‌‌‌ ​‍‌ ​ ‌ ​​‌‍‌‌‌‍​ ‌ ‌​‌‍‍‌‌ ‌‍‌‍‌‌​ ‌‌ ​​‌ ‌‌‌‍​‍‌‍ ​‌‍‍‌‌ ​ ‌‍‍​‌‍‌‌‌‍‌​​‍​‍‌ ‌
Change the narrative​​​​‌ ‍ ​‍​‍‌‍ ‌ ​‍‌‍‍‌‌‍‌ ‌‍‍‌‌‍ ‍​‍​‍​ ‍‍​‍​‍‌ ​ ‌‍​‌‌‍ ‍‌‍‍‌‌ ‌​‌ ‍‌​‍ ‍‌‍‍‌‌‍ ​‍​‍​‍ ​​‍​‍‌‍‍​‌ ​‍‌‍‌‌‌‍‌‍​‍​‍​ ‍‍​‍​‍‌‍‍​‌ ‌​‌ ‌​‌ ​​​ ‍‍​‍ ​‍ ‌‍ ​‌‍ ‌‍​ ‌‍​‌‌‍ ​‌‍‍​‌‍ ‌ ​ ‌ ‌​​ ‍‍​ ​ ​ ​ ​ ​ ​ ​ ​‍ ‌‍‍‌‌‍ ‍‌ ‌​‌‍‌‌‌‍ ‍‌ ‌​​‍ ‌‍‌‌‌‍‌​‌‍‍‌‌ ‌​​‍ ‌‍ ‌‌‍ ‌‍‌​‌‍‌‌​ ‌‌ ​​‌ ​‍‌‍‌‌‌ ​ ‌‍‌‌‌‍ ‍‌ ‌​‌‍​‌‌ ‌​‌‍‍‌‌‍ ‌‍ ‍​ ‍ ‌‍‍‌‌‍‌​​ ‌​ ​ ​ ‌ ‌‍‌​​ ‍‌​ ‌​​ ​​​ ‍‌​ ​ ​‍ ‌​ ​ ‌‍‌‍​ ‌ ​ ‌​​‍ ‌​ ‌​​ ​‍‌‍​‌​ ‌ ​‍ ‌​ ‍‌‌‍​‌‌‍‌‍‌‍‌‍​‍ ‌​ ‍​​ ‌ ​ ​‌‌‍​‍​ ‌‌‌‍​‍‌‍‌​‌‍‌‍​ ​ ‌‍​ ​ ‍​​ ​‌​ ‍ ‌ ‌​‌ ‍‌‌ ​​‌‍‌‌​ ‌‌ ​​‌‍​‌‌‍‌ ‌‍‌‌​ ‍ ‌ ​​‌‍​‌‌ ‌​‌‍‍​​ ‌‌ ​ ‌‍‌‌‌‍​ ‌ ‌​‌‍‍‌‌‍ ‌‍ ‍‌ ​ ​‍‌‌​ ‌‌‌​​‍‌‌ ‌‍‍ ‌‍‌‌‌ ‍‌​‍‌‌​ ​ ‌​‌​​‍‌‌​ ​ ‌​‌​​‍‌‌​ ​‍​ ​‍​ ‍‌​ ​‌​ ‍‌​ ​​​ ​‍​ ‌‌‌‍‌‍​ ​​‌‍​‌​ ‌‍​ ‌‌​ ​‍​‍‌‌​ ​‍​ ​‍​‍‌‌​ ‌‌‌​‌​​‍ ‍‌‍​ ‌‍ ‌‍ ​‌ ‌‌‌‍ ‌‌‍ ‍‌ ​ ​‍‌‌​ ‌‌‌​​‍‌‌ ‌‍‍ ‌‍‌‌‌ ‍‌​‍‌‌​ ​ ‌​‌​​‍‌‌​ ​ ‌​‌​​‍‌‌​ ​‍​ ​‍​ ‍‌‌‍​ ​ ‌‌​ ​ ​ ‍​​ ‍​​ ​​‌‍​‍‌‍‌​​ ‌ ‌‍​‍​ ​‍​ ​‍‌‍‌‍‌‍‌‍‌‍‌‌​ ‍​​ ‌‌​ ‌ ​ ‍​​ ​‍‌‍‌‍‌‍‌​‌‍​ ​ ​​‌‍​‍‌‍‌‌‌‍‌‍​ ‍​​ ‌​‌‍‌‌‌‍‌‌​‍‌‌​ ​‍​ ​‍​‍‌‌​ ‌‌‌​‌​​‍ ‍‌‍​ ‌‍ ‌‍ ‍‌ ‌​‌‍‌‌‌‍ ‍‌ ‌​​‍‌‌​ ‌‌‌​​‍‌‌ ‌‍‍ ‌‍‌‌‌ ‍‌​‍‌‌​ ​ ‌​‌​​‍‌‌​ ​ ‌​‌​​‍‌‌​ ​‍​ ​‍‌‍​‍​ ‌‌​ ‍​​ ‌ ‌‍​ ‌‍​‍‌‍​‌‌‍‌‍​ ​​​ ​‌‌‍​ ​ ‌ ​‍‌‌​ ​‍​ ​‍​‍‌‌​ ‌‌‌​‌​​‍ ‍‌‍​ ‌‍‍​‌‍‍‌‌‍ ​‌‍‌​‌ ​‍‌‍‌‌‌‍ ‍​‍‌‌​ ‌‌‌​​‍‌‌ ‌‍‍ ‌‍‌‌‌ ‍‌​‍‌‌​ ​ ‌​‌​​‍‌‌​ ​ ‌​‌​​‍‌‌​ ​‍​ ​‍‌‍‌‍​ ‌​‌‍​‌​ ‌‌‌‍‌‌‌‍‌​​ ​‌​ ‌‍​ ‌‍‌‍‌​​ ‌‍​ ​​​ ​​​‍‌‌​ ​‍​ ​‍​‍‌‌​ ‌‌‌​‌​​‍ ‍‌ ‌​‌‍‌‌‌ ‍​‌ ‌​​ ‌‍​‍‌‍​‌‌ ​ ‌‍‌‌‌‌‌‌‌ ​‍‌‍ ​​ ‌‌‍‍​‌ ‌​‌ ‌​‌ ​​​‍‌‌​ ​ ‌​​‌​‍‌‌​ ​‍‌​‌‍​‍‌‌​ ​‍‌​‌‍‌‍ ​‌‍ ‌‍​ ‌‍​‌‌‍ ​‌‍‍​‌‍ ‌ ​ ‌ ‌​​‍‌‌​ ​ ‌​​‌​ ​ ​ ​ ​ ​ ​ ​ ​‍‌‍‌‍‍‌‌‍‌​​ ‌​ ​ ​ ‌ ‌‍‌​​ ‍‌​ ‌​​ ​​​ ‍‌​ ​ ​‍ ‌​ ​ ‌‍‌‍​ ‌ ​ ‌​​‍ ‌​ ‌​​ ​‍‌‍​‌​ ‌ ​‍ ‌​ ‍‌‌‍​‌‌‍‌‍‌‍‌‍​‍ ‌​ ‍​​ ‌ ​ ​‌‌‍​‍​ ‌‌‌‍​‍‌‍‌​‌‍‌‍​ ​ ‌‍​ ​ ‍​​ ​‌​‍‌‍‌ ‌​‌ ‍‌‌ ​​‌‍‌‌​ ‌‌ ​​‌‍​‌‌‍‌ ‌‍‌‌​‍‌‍‌ ​​‌‍​‌‌ ‌​‌‍‍​​ ‌‌ ​ ‌‍‌‌‌‍​ ‌ ‌​‌‍‍‌‌‍ ‌‍ ‍‌ ​ ​‍‌‌​ ‌‌‌​​‍‌‌ ‌‍‍ ‌‍‌‌‌ ‍‌​‍‌‌​ ​ ‌​‌​​‍‌‌​ ​ ‌​‌​​‍‌‌​ ​‍​ ​‍​ ‍‌​ ​‌​ ‍‌​ ​​​ ​‍​ ‌‌‌‍‌‍​ ​​‌‍​‌​ ‌‍​ ‌‌​ ​‍​‍‌‌​ ​‍​ ​‍​‍‌‌​ ‌‌‌​‌​​‍ ‍‌‍​ ‌‍ ‌‍ ​‌ ‌‌‌‍ ‌‌‍ ‍‌ ​ ​‍‌‌​ ‌‌‌​​‍‌‌ ‌‍‍ ‌‍‌‌‌ ‍‌​‍‌‌​ ​ ‌​‌​​‍‌‌​ ​ ‌​‌​​‍‌‌​ ​‍​ ​‍​ ‍‌‌‍​ ​ ‌‌​ ​ ​ ‍​​ ‍​​ ​​‌‍​‍‌‍‌​​ ‌ ‌‍​‍​ ​‍​ ​‍‌‍‌‍‌‍‌‍‌‍‌‌​ ‍​​ ‌‌​ ‌ ​ ‍​​ ​‍‌‍‌‍‌‍‌​‌‍​ ​ ​​‌‍​‍‌‍‌‌‌‍‌‍​ ‍​​ ‌​‌‍‌‌‌‍‌‌​‍‌‌​ ​‍​ ​‍​‍‌‌​ ‌‌‌​‌​​‍ ‍‌‍​ ‌‍ ‌‍ ‍‌ ‌​‌‍‌‌‌‍ ‍‌ ‌​​‍‌‌​ ‌‌‌​​‍‌‌ ‌‍‍ ‌‍‌‌‌ ‍‌​‍‌‌​ ​ ‌​‌​​‍‌‌​ ​ ‌​‌​​‍‌‌​ ​‍​ ​‍‌‍​‍​ ‌‌​ ‍​​ ‌ ‌‍​ ‌‍​‍‌‍​‌‌‍‌‍​ ​​​ ​‌‌‍​ ​ ‌ ​‍‌‌​ ​‍​ ​‍​‍‌‌​ ‌‌‌​‌​​‍ ‍‌‍​ ‌‍‍​‌‍‍‌‌‍ ​‌‍‌​‌ ​‍‌‍‌‌‌‍ ‍​‍‌‌​ ‌‌‌​​‍‌‌ ‌‍‍ ‌‍‌‌‌ ‍‌​‍‌‌​ ​ ‌​‌​​‍‌‌​ ​ ‌​‌​​‍‌‌​ ​‍​ ​‍‌‍‌‍​ ‌​‌‍​‌​ ‌‌‌‍‌‌‌‍‌​​ ​‌​ ‌‍​ ‌‍‌‍‌​​ ‌‍​ ​​​ ​​​‍‌‌​ ​‍​ ​‍​‍‌‌​ ‌‌‌​‌​​‍ ‍‌ ‌​‌‍‌‌‌ ‍​‌ ‌​​‍‌‍‌ ​​‌‍‌‌‌ ​‍‌ ​ ‌ ​​‌‍‌‌‌‍​ ‌ ‌​‌‍‍‌‌ ‌‍‌‍‌‌​ ‌‌ ​​‌ ‌‌‌‍​‍‌‍ ​‌‍‍‌‌ ​ ‌‍‍​‌‍‌‌‌‍‌​​‍​‍‌ ‌
Our goal is to shift the conversation around Australia’s future economic opportunities. We promote a positive narrative around Australia's economic growth and climate goals, with focus on the economic
opportunities of green exports. Through media, publications, and public engagements, we aim to build broad community support for the Australian green export superpower.​​​​‌ ‍ ​‍​‍‌‍ ‌ ​‍‌‍‍‌‌‍‌ ‌‍‍‌‌‍ ‍​‍​‍​ ‍‍​‍​‍‌ ​ ‌‍​‌‌‍ ‍‌‍‍‌‌ ‌​‌ ‍‌​‍ ‍‌‍‍‌‌‍ ​‍​‍​‍ ​​‍​‍‌‍‍​‌ ​‍‌‍‌‌‌‍‌‍​‍​‍​ ‍‍​‍​‍‌‍‍​‌ ‌​‌ ‌​‌ ​​​ ‍‍​‍ ​‍ ‌‍ ​‌‍ ‌‍​ ‌‍​‌‌‍ ​‌‍‍​‌‍ ‌ ​ ‌ ‌​​ ‍‍​ ​ ​ ​ ​ ​ ​ ​ ​‍ ‌‍‍‌‌‍ ‍‌ ‌​‌‍‌‌‌‍ ‍‌ ‌​​‍ ‌‍‌‌‌‍‌​‌‍‍‌‌ ‌​​‍ ‌‍ ‌‌‍ ‌‍‌​‌‍‌‌​ ‌‌ ​​‌ ​‍‌‍‌‌‌ ​ ‌‍‌‌‌‍ ‍‌ ‌​‌‍​‌‌ ‌​‌‍‍‌‌‍ ‌‍ ‍​ ‍ ‌‍‍‌‌‍‌​​ ‌​ ​ ​ ‌ ‌‍‌​​ ‍‌​ ‌​​ ​​​ ‍‌​ ​ ​‍ ‌​ ​ ‌‍‌‍​ ‌ ​ ‌​​‍ ‌​ ‌​​ ​‍‌‍​‌​ ‌ ​‍ ‌​ ‍‌‌‍​‌‌‍‌‍‌‍‌‍​‍ ‌​ ‍​​ ‌ ​ ​‌‌‍​‍​ ‌‌‌‍​‍‌‍‌​‌‍‌‍​ ​ ‌‍​ ​ ‍​​ ​‌​ ‍ ‌ ‌​‌ ‍‌‌ ​​‌‍‌‌​ ‌‌ ​​‌‍​‌‌‍‌ ‌‍‌‌​ ‍ ‌ ​​‌‍​‌‌ ‌​‌‍‍​​ ‌‌ ​ ‌‍‌‌‌‍​ ‌ ‌​‌‍‍‌‌‍ ‌‍ ‍‌ ​ ​‍‌‌​ ‌‌‌​​‍‌‌ ‌‍‍ ‌‍‌‌‌ ‍‌​‍‌‌​ ​ ‌​‌​​‍‌‌​ ​ ‌​‌​​‍‌‌​ ​‍​ ​‍​ ‍‌​ ​‌​ ‍‌​ ​​​ ​‍​ ‌‌‌‍‌‍​ ​​‌‍​‌​ ‌‍​ ‌‌​ ​‍​‍‌‌​ ​‍​ ​‍​‍‌‌​ ‌‌‌​‌​​‍ ‍‌‍​ ‌‍ ‌‍ ​‌ ‌‌‌‍ ‌‌‍ ‍‌ ​ ​‍‌‌​ ‌‌‌​​‍‌‌ ‌‍‍ ‌‍‌‌‌ ‍‌​‍‌‌​ ​ ‌​‌​​‍‌‌​ ​ ‌​‌​​‍‌‌​ ​‍​ ​‍​ ‍‌‌‍​ ​ ‌‌​ ​ ​ ‍​​ ‍​​ ​​‌‍​‍‌‍‌​​ ‌ ‌‍​‍​ ​‍​ ​‍‌‍‌‍‌‍‌‍‌‍‌‌​ ‍​​ ‌‌​ ‌ ​ ‍​​ ​‍‌‍‌‍‌‍‌​‌‍​ ​ ​​‌‍​‍‌‍‌‌‌‍‌‍​ ‍​​ ‌​‌‍‌‌‌‍‌‌​‍‌‌​ ​‍​ ​‍​‍‌‌​ ‌‌‌​‌​​‍ ‍‌‍​ ‌‍ ‌‍ ‍‌ ‌​‌‍‌‌‌‍ ‍‌ ‌​​‍‌‌​ ‌‌‌​​‍‌‌ ‌‍‍ ‌‍‌‌‌ ‍‌​‍‌‌​ ​ ‌​‌​​‍‌‌​ ​ ‌​‌​​‍‌‌​ ​‍​ ​‍​ ‌‌​ ​‌​ ‍​‌‍​‌​ ‌ ​ ​​‌‍‌​​ ​‍​ ​‍​ ​‍‌‍​ ‌‍‌‍​‍‌‌​ ​‍​ ​‍​‍‌‌​ ‌‌‌​‌​​‍ ‍‌‍​ ‌‍‍​‌‍‍‌‌‍ ​‌‍‌​‌ ​‍‌‍‌‌‌‍ ‍​‍‌‌​ ‌‌‌​​‍‌‌ ‌‍‍ ‌‍‌‌‌ ‍‌​‍‌‌​ ​ ‌​‌​​‍‌‌​ ​ ‌​‌​​‍‌‌​ ​‍​ ​‍‌‍‌‌​ ​ ‌‍​‍​ ​​​ ‌​‌‍​ ​ ‍​​ ‍​​ ​‌​ ​​​ ‌ ​ ‍​​ ​​​‍‌‌​ ​‍​ ​‍​‍‌‌​ ‌‌‌​‌​​‍ ‍‌ ‌​‌‍‌‌‌ ‍​‌ ‌​​ ‌‍​‍‌‍​‌‌ ​ ‌‍‌‌‌‌‌‌‌ ​‍‌‍ ​​ ‌‌‍‍​‌ ‌​‌ ‌​‌ ​​​‍‌‌​ ​ ‌​​‌​‍‌‌​ ​‍‌​‌‍​‍‌‌​ ​‍‌​‌‍‌‍ ​‌‍ ‌‍​ ‌‍​‌‌‍ ​‌‍‍​‌‍ ‌ ​ ‌ ‌​​‍‌‌​ ​ ‌​​‌​ ​ ​ ​ ​ ​ ​ ​ ​‍‌‍‌‍‍‌‌‍‌​​ ‌​ ​ ​ ‌ ‌‍‌​​ ‍‌​ ‌​​ ​​​ ‍‌​ ​ ​‍ ‌​ ​ ‌‍‌‍​ ‌ ​ ‌​​‍ ‌​ ‌​​ ​‍‌‍​‌​ ‌ ​‍ ‌​ ‍‌‌‍​‌‌‍‌‍‌‍‌‍​‍ ‌​ ‍​​ ‌ ​ ​‌‌‍​‍​ ‌‌‌‍​‍‌‍‌​‌‍‌‍​ ​ ‌‍​ ​ ‍​​ ​‌​‍‌‍‌ ‌​‌ ‍‌‌ ​​‌‍‌‌​ ‌‌ ​​‌‍​‌‌‍‌ ‌‍‌‌​‍‌‍‌ ​​‌‍​‌‌ ‌​‌‍‍​​ ‌‌ ​ ‌‍‌‌‌‍​ ‌ ‌​‌‍‍‌‌‍ ‌‍ ‍‌ ​ ​‍‌‌​ ‌‌‌​​‍‌‌ ‌‍‍ ‌‍‌‌‌ ‍‌​‍‌‌​ ​ ‌​‌​​‍‌‌​ ​ ‌​‌​​‍‌‌​ ​‍​ ​‍​ ‍‌​ ​‌​ ‍‌​ ​​​ ​‍​ ‌‌‌‍‌‍​ ​​‌‍​‌​ ‌‍​ ‌‌​ ​‍​‍‌‌​ ​‍​ ​‍​‍‌‌​ ‌‌‌​‌​​‍ ‍‌‍​ ‌‍ ‌‍ ​‌ ‌‌‌‍ ‌‌‍ ‍‌ ​ ​‍‌‌​ ‌‌‌​​‍‌‌ ‌‍‍ ‌‍‌‌‌ ‍‌​‍‌‌​ ​ ‌​‌​​‍‌‌​ ​ ‌​‌​​‍‌‌​ ​‍​ ​‍​ ‍‌‌‍​ ​ ‌‌​ ​ ​ ‍​​ ‍​​ ​​‌‍​‍‌‍‌​​ ‌ ‌‍​‍​ ​‍​ ​‍‌‍‌‍‌‍‌‍‌‍‌‌​ ‍​​ ‌‌​ ‌ ​ ‍​​ ​‍‌‍‌‍‌‍‌​‌‍​ ​ ​​‌‍​‍‌‍‌‌‌‍‌‍​ ‍​​ ‌​‌‍‌‌‌‍‌‌​‍‌‌​ ​‍​ ​‍​‍‌‌​ ‌‌‌​‌​​‍ ‍‌‍​ ‌‍ ‌‍ ‍‌ ‌​‌‍‌‌‌‍ ‍‌ ‌​​‍‌‌​ ‌‌‌​​‍‌‌ ‌‍‍ ‌‍‌‌‌ ‍‌​‍‌‌​ ​ ‌​‌​​‍‌‌​ ​ ‌​‌​​‍‌‌​ ​‍​ ​‍​ ‌‌​ ​‌​ ‍​‌‍​‌​ ‌ ​ ​​‌‍‌​​ ​‍​ ​‍​ ​‍‌‍​ ‌‍‌‍​‍‌‌​ ​‍​ ​‍​‍‌‌​ ‌‌‌​‌​​‍ ‍‌‍​ ‌‍‍​‌‍‍‌‌‍ ​‌‍‌​‌ ​‍‌‍‌‌‌‍ ‍​‍‌‌​ ‌‌‌​​‍‌‌ ‌‍‍ ‌‍‌‌‌ ‍‌​‍‌‌​ ​ ‌​‌​​‍‌‌​ ​ ‌​‌​​‍‌‌​ ​‍​ ​‍‌‍‌‌​ ​ ‌‍​‍​ ​​​ ‌​‌‍​ ​ ‍​​ ‍​​ ​‌​ ​​​ ‌ ​ ‍​​ ​​​‍‌‌​ ​‍​ ​‍​‍‌‌​ ‌‌‌​‌​​‍ ‍‌ ‌​‌‍‌‌‌ ‍​‌ ‌​​‍‌‍‌ ​​‌‍‌‌‌ ​‍‌ ​ ‌ ​​‌‍‌‌‌‍​ ‌ ‌​‌‍‍‌‌ ‌‍‌‍‌‌​ ‌‌ ​​‌ ‌‌‌‍​‍‌‍ ​‌‍‍‌‌ ​ ‌‍‍​‌‍‌‌‌‍‌​​‍​‍‌ ‌
Change policy​​​​‌ ‍ ​‍​‍‌‍ ‌ ​‍‌‍‍‌‌‍‌ ‌‍‍‌‌‍ ‍​‍​‍​ ‍‍​‍​‍‌ ​ ‌‍​‌‌‍ ‍‌‍‍‌‌ ‌​‌ ‍‌​‍ ‍‌‍‍‌‌‍ ​‍​‍​‍ ​​‍​‍‌‍‍​‌ ​‍‌‍‌‌‌‍‌‍​‍​‍​ ‍‍​‍​‍‌‍‍​‌ ‌​‌ ‌​‌ ​​​ ‍‍​‍ ​‍ ‌‍ ​‌‍ ‌‍​ ‌‍​‌‌‍ ​‌‍‍​‌‍ ‌ ​ ‌ ‌​​ ‍‍​ ​ ​ ​ ​ ​ ​ ​ ​‍ ‌‍‍‌‌‍ ‍‌ ‌​‌‍‌‌‌‍ ‍‌ ‌​​‍ ‌‍‌‌‌‍‌​‌‍‍‌‌ ‌​​‍ ‌‍ ‌‌‍ ‌‍‌​‌‍‌‌​ ‌‌ ​​‌ ​‍‌‍‌‌‌ ​ ‌‍‌‌‌‍ ‍‌ ‌​‌‍​‌‌ ‌​‌‍‍‌‌‍ ‌‍ ‍​ ‍ ‌‍‍‌‌‍‌​​ ‌​ ​ ​ ‌ ‌‍‌​​ ‍‌​ ‌​​ ​​​ ‍‌​ ​ ​‍ ‌​ ​ ‌‍‌‍​ ‌ ​ ‌​​‍ ‌​ ‌​​ ​‍‌‍​‌​ ‌ ​‍ ‌​ ‍‌‌‍​‌‌‍‌‍‌‍‌‍​‍ ‌​ ‍​​ ‌ ​ ​‌‌‍​‍​ ‌‌‌‍​‍‌‍‌​‌‍‌‍​ ​ ‌‍​ ​ ‍​​ ​‌​ ‍ ‌ ‌​‌ ‍‌‌ ​​‌‍‌‌​ ‌‌ ​​‌‍​‌‌‍‌ ‌‍‌‌​ ‍ ‌ ​​‌‍​‌‌ ‌​‌‍‍​​ ‌‌ ​ ‌‍‌‌‌‍​ ‌ ‌​‌‍‍‌‌‍ ‌‍ ‍‌ ​ ​‍‌‌​ ‌‌‌​​‍‌‌ ‌‍‍ ‌‍‌‌‌ ‍‌​‍‌‌​ ​ ‌​‌​​‍‌‌​ ​ ‌​‌​​‍‌‌​ ​‍​ ​‍​ ‍‌​ ​‌​ ‍‌​ ​​​ ​‍​ ‌‌‌‍‌‍​ ​​‌‍​‌​ ‌‍​ ‌‌​ ​‍​‍‌‌​ ​‍​ ​‍​‍‌‌​ ‌‌‌​‌​​‍ ‍‌‍​ ‌‍ ‌‍ ​‌ ‌‌‌‍ ‌‌‍ ‍‌ ​ ​‍‌‌​ ‌‌‌​​‍‌‌ ‌‍‍ ‌‍‌‌‌ ‍‌​‍‌‌​ ​ ‌​‌​​‍‌‌​ ​ ‌​‌​​‍‌‌​ ​‍​ ​‍​ ‍​​ ‌‌​ ‌‌​ ​‍‌‍​‍​ ‌‍​ ​‍‌‍‌‍​ ‌‌​ ‍‌​ ​‍​ ‍‌‌‍‌‍​ ‍​‌‍‌‌​ ‌​‌‍‌‌​ ‌‌‌‍‌​‌‍‌‌‌‍​‌​ ‌​​ ‌ ​ ‌‌​ ‍‌​ ‍‌​ ​‍​ ‌‌​ ​ ​ ‌‌​ ​‌​ ​‌​‍‌‌​ ​‍​ ​‍​‍‌‌​ ‌‌‌​‌​​‍ ‍‌‍​ ‌‍ ‌‍ ‍‌ ‌​‌‍‌‌‌‍ ‍‌ ‌​​‍‌‌​ ‌‌‌​​‍‌‌ ‌‍‍ ‌‍‌‌‌ ‍‌​‍‌‌​ ​ ‌​‌​​‍‌‌​ ​ ‌​‌​​‍‌‌​ ​‍​ ​‍‌‍​‍​ ‌‌​ ‍​​ ‌ ‌‍​ ‌‍​‍‌‍​‌‌‍‌‍​ ​​​ ​‌‌‍​ ​ ‌ ​‍‌‌​ ​‍​ ​‍​‍‌‌​ ‌‌‌​‌​​‍ ‍‌‍​ ‌‍‍​‌‍‍‌‌‍ ​‌‍‌​‌ ​‍‌‍‌‌‌‍ ‍​‍‌‌​ ‌‌‌​​‍‌‌ ‌‍‍ ‌‍‌‌‌ ‍‌​‍‌‌​ ​ ‌​‌​​‍‌‌​ ​ ‌​‌​​‍‌‌​ ​‍​ ​‍‌‍‌‍​ ‌​‌‍​‌​ ‌‌‌‍‌‌‌‍‌​​ ​‌​ ‌‍​ ‌‍‌‍‌​​ ‌‍​ ​​​ ​​​‍‌‌​ ​‍​ ​‍​‍‌‌​ ‌‌‌​‌​​‍ ‍‌ ‌​‌‍‌‌‌ ‍​‌ ‌​​ ‌‍​‍‌‍​‌‌ ​ ‌‍‌‌‌‌‌‌‌ ​‍‌‍ ​​ ‌‌‍‍​‌ ‌​‌ ‌​‌ ​​​‍‌‌​ ​ ‌​​‌​‍‌‌​ ​‍‌​‌‍​‍‌‌​ ​‍‌​‌‍‌‍ ​‌‍ ‌‍​ ‌‍​‌‌‍ ​‌‍‍​‌‍ ‌ ​ ‌ ‌​​‍‌‌​ ​ ‌​​‌​ ​ ​ ​ ​ ​ ​ ​ ​‍‌‍‌‍‍‌‌‍‌​​ ‌​ ​ ​ ‌ ‌‍‌​​ ‍‌​ ‌​​ ​​​ ‍‌​ ​ ​‍ ‌​ ​ ‌‍‌‍​ ‌ ​ ‌​​‍ ‌​ ‌​​ ​‍‌‍​‌​ ‌ ​‍ ‌​ ‍‌‌‍​‌‌‍‌‍‌‍‌‍​‍ ‌​ ‍​​ ‌ ​ ​‌‌‍​‍​ ‌‌‌‍​‍‌‍‌​‌‍‌‍​ ​ ‌‍​ ​ ‍​​ ​‌​‍‌‍‌ ‌​‌ ‍‌‌ ​​‌‍‌‌​ ‌‌ ​​‌‍​‌‌‍‌ ‌‍‌‌​‍‌‍‌ ​​‌‍​‌‌ ‌​‌‍‍​​ ‌‌ ​ ‌‍‌‌‌‍​ ‌ ‌​‌‍‍‌‌‍ ‌‍ ‍‌ ​ ​‍‌‌​ ‌‌‌​​‍‌‌ ‌‍‍ ‌‍‌‌‌ ‍‌​‍‌‌​ ​ ‌​‌​​‍‌‌​ ​ ‌​‌​​‍‌‌​ ​‍​ ​‍​ ‍‌​ ​‌​ ‍‌​ ​​​ ​‍​ ‌‌‌‍‌‍​ ​​‌‍​‌​ ‌‍​ ‌‌​ ​‍​‍‌‌​ ​‍​ ​‍​‍‌‌​ ‌‌‌​‌​​‍ ‍‌‍​ ‌‍ ‌‍ ​‌ ‌‌‌‍ ‌‌‍ ‍‌ ​ ​‍‌‌​ ‌‌‌​​‍‌‌ ‌‍‍ ‌‍‌‌‌ ‍‌​‍‌‌​ ​ ‌​‌​​‍‌‌​ ​ ‌​‌​​‍‌‌​ ​‍​ ​‍​ ‍​​ ‌‌​ ‌‌​ ​‍‌‍​‍​ ‌‍​ ​‍‌‍‌‍​ ‌‌​ ‍‌​ ​‍​ ‍‌‌‍‌‍​ ‍​‌‍‌‌​ ‌​‌‍‌‌​ ‌‌‌‍‌​‌‍‌‌‌‍​‌​ ‌​​ ‌ ​ ‌‌​ ‍‌​ ‍‌​ ​‍​ ‌‌​ ​ ​ ‌‌​ ​‌​ ​‌​‍‌‌​ ​‍​ ​‍​‍‌‌​ ‌‌‌​‌​​‍ ‍‌‍​ ‌‍ ‌‍ ‍‌ ‌​‌‍‌‌‌‍ ‍‌ ‌​​‍‌‌​ ‌‌‌​​‍‌‌ ‌‍‍ ‌‍‌‌‌ ‍‌​‍‌‌​ ​ ‌​‌​​‍‌‌​ ​ ‌​‌​​‍‌‌​ ​‍​ ​‍‌‍​‍​ ‌‌​ ‍​​ ‌ ‌‍​ ‌‍​‍‌‍​‌‌‍‌‍​ ​​​ ​‌‌‍​ ​ ‌ ​‍‌‌​ ​‍​ ​‍​‍‌‌​ ‌‌‌​‌​​‍ ‍‌‍​ ‌‍‍​‌‍‍‌‌‍ ​‌‍‌​‌ ​‍‌‍‌‌‌‍ ‍​‍‌‌​ ‌‌‌​​‍‌‌ ‌‍‍ ‌‍‌‌‌ ‍‌​‍‌‌​ ​ ‌​‌​​‍‌‌​ ​ ‌​‌​​‍‌‌​ ​‍​ ​‍‌‍‌‍​ ‌​‌‍​‌​ ‌‌‌‍‌‌‌‍‌​​ ​‌​ ‌‍​ ‌‍‌‍‌​​ ‌‍​ ​​​ ​​​‍‌‌​ ​‍​ ​‍​‍‌‌​ ‌‌‌​‌​​‍ ‍‌ ‌​‌‍‌‌‌ ‍​‌ ‌​​‍‌‍‌ ​​‌‍‌‌‌ ​‍‌ ​ ‌ ​​‌‍‌‌‌‍​ ‌ ‌​‌‍‍‌‌ ‌‍‌‍‌‌​ ‌‌ ​​‌ ‌‌‌‍​‍‌‍ ​‌‍‍‌‌ ​ ‌‍‍​‌‍‌‌‌‍‌​​‍​‍‌ ‌
We promote policy initiatives that support Australia’s superpower opportunity. By engaging with decision-makers and experts, we influence policy that recognises the cost of carbon emissions and the benefits of
innovation in zero-carbon industries. Our policy work is grounded in principles of economic efficiency and long term prosperity, including real wage growth and towards full employment.​​​​‌ ‍ ​‍​‍‌‍ ‌ ​‍‌‍‍‌‌‍‌ ‌‍‍‌‌‍ ‍​‍​‍​ ‍‍​‍​‍‌ ​ ‌‍​‌‌‍ ‍‌‍‍‌‌ ‌​‌ ‍‌​‍ ‍‌‍‍‌‌‍ ​‍​‍​‍ ​​‍​‍‌‍‍​‌ ​‍‌‍‌‌‌‍‌‍​‍​‍​ ‍‍​‍​‍‌‍‍​‌ ‌​‌ ‌​‌ ​​​ ‍‍​‍ ​‍ ‌‍ ​‌‍ ‌‍​ ‌‍​‌‌‍ ​‌‍‍​‌‍ ‌ ​ ‌ ‌​​ ‍‍​ ​ ​ ​ ​ ​ ​ ​ ​‍ ‌‍‍‌‌‍ ‍‌ ‌​‌‍‌‌‌‍ ‍‌ ‌​​‍ ‌‍‌‌‌‍‌​‌‍‍‌‌ ‌​​‍ ‌‍ ‌‌‍ ‌‍‌​‌‍‌‌​ ‌‌ ​​‌ ​‍‌‍‌‌‌ ​ ‌‍‌‌‌‍ ‍‌ ‌​‌‍​‌‌ ‌​‌‍‍‌‌‍ ‌‍ ‍​ ‍ ‌‍‍‌‌‍‌​​ ‌​ ​ ​ ‌ ‌‍‌​​ ‍‌​ ‌​​ ​​​ ‍‌​ ​ ​‍ ‌​ ​ ‌‍‌‍​ ‌ ​ ‌​​‍ ‌​ ‌​​ ​‍‌‍​‌​ ‌ ​‍ ‌​ ‍‌‌‍​‌‌‍‌‍‌‍‌‍​‍ ‌​ ‍​​ ‌ ​ ​‌‌‍​‍​ ‌‌‌‍​‍‌‍‌​‌‍‌‍​ ​ ‌‍​ ​ ‍​​ ​‌​ ‍ ‌ ‌​‌ ‍‌‌ ​​‌‍‌‌​ ‌‌ ​​‌‍​‌‌‍‌ ‌‍‌‌​ ‍ ‌ ​​‌‍​‌‌ ‌​‌‍‍​​ ‌‌ ​ ‌‍‌‌‌‍​ ‌ ‌​‌‍‍‌‌‍ ‌‍ ‍‌ ​ ​‍‌‌​ ‌‌‌​​‍‌‌ ‌‍‍ ‌‍‌‌‌ ‍‌​‍‌‌​ ​ ‌​‌​​‍‌‌​ ​ ‌​‌​​‍‌‌​ ​‍​ ​‍​ ‍‌​ ​‌​ ‍‌​ ​​​ ​‍​ ‌‌‌‍‌‍​ ​​‌‍​‌​ ‌‍​ ‌‌​ ​‍​‍‌‌​ ​‍​ ​‍​‍‌‌​ ‌‌‌​‌​​‍ ‍‌‍​ ‌‍ ‌‍ ​‌ ‌‌‌‍ ‌‌‍ ‍‌ ​ ​‍‌‌​ ‌‌‌​​‍‌‌ ‌‍‍ ‌‍‌‌‌ ‍‌​‍‌‌​ ​ ‌​‌​​‍‌‌​ ​ ‌​‌​​‍‌‌​ ​‍​ ​‍​ ‍​​ ‌‌​ ‌‌​ ​‍‌‍​‍​ ‌‍​ ​‍‌‍‌‍​ ‌‌​ ‍‌​ ​‍​ ‍‌‌‍‌‍​ ‍​‌‍‌‌​ ‌​‌‍‌‌​ ‌‌‌‍‌​‌‍‌‌‌‍​‌​ ‌​​ ‌ ​ ‌‌​ ‍‌​ ‍‌​ ​‍​ ‌‌​ ​ ​ ‌‌​ ​‌​ ​‌​‍‌‌​ ​‍​ ​‍​‍‌‌​ ‌‌‌​‌​​‍ ‍‌‍​ ‌‍ ‌‍ ‍‌ ‌​‌‍‌‌‌‍ ‍‌ ‌​​‍‌‌​ ‌‌‌​​‍‌‌ ‌‍‍ ‌‍‌‌‌ ‍‌​‍‌‌​ ​ ‌​‌​​‍‌‌​ ​ ‌​‌​​‍‌‌​ ​‍​ ​‍‌‍​‌​ ‍‌​ ​​​ ​‌​ ‍‌​ ‌‌​ ‌​​ ​‍​ ‌‍​ ‌ ​ ‌‍​ ‌​​‍‌‌​ ​‍​ ​‍​‍‌‌​ ‌‌‌​‌​​‍ ‍‌‍​ ‌‍‍​‌‍‍‌‌‍ ​‌‍‌​‌ ​‍‌‍‌‌‌‍ ‍​‍‌‌​ ‌‌‌​​‍‌‌ ‌‍‍ ‌‍‌‌‌ ‍‌​‍‌‌​ ​ ‌​‌​​‍‌‌​ ​ ‌​‌​​‍‌‌​ ​‍​ ​‍​ ​​​ ​‍‌‍‌​​ ​‌​ ‌​​ ‍​​ ​‌​ ​‌‌‍​ ‌‍‌‌​ ​ ​ ‍​​ ​​​‍‌‌​ ​‍​ ​‍​‍‌‌​ ‌‌‌​‌​​‍ ‍‌ ‌​‌‍‌‌‌ ‍​‌ ‌​​ ‌‍​‍‌‍​‌‌ ​ ‌‍‌‌‌‌‌‌‌ ​‍‌‍ ​​ ‌‌‍‍​‌ ‌​‌ ‌​‌ ​​​‍‌‌​ ​ ‌​​‌​‍‌‌​ ​‍‌​‌‍​‍‌‌​ ​‍‌​‌‍‌‍ ​‌‍ ‌‍​ ‌‍​‌‌‍ ​‌‍‍​‌‍ ‌ ​ ‌ ‌​​‍‌‌​ ​ ‌​​‌​ ​ ​ ​ ​ ​ ​ ​ ​‍‌‍‌‍‍‌‌‍‌​​ ‌​ ​ ​ ‌ ‌‍‌​​ ‍‌​ ‌​​ ​​​ ‍‌​ ​ ​‍ ‌​ ​ ‌‍‌‍​ ‌ ​ ‌​​‍ ‌​ ‌​​ ​‍‌‍​‌​ ‌ ​‍ ‌​ ‍‌‌‍​‌‌‍‌‍‌‍‌‍​‍ ‌​ ‍​​ ‌ ​ ​‌‌‍​‍​ ‌‌‌‍​‍‌‍‌​‌‍‌‍​ ​ ‌‍​ ​ ‍​​ ​‌​‍‌‍‌ ‌​‌ ‍‌‌ ​​‌‍‌‌​ ‌‌ ​​‌‍​‌‌‍‌ ‌‍‌‌​‍‌‍‌ ​​‌‍​‌‌ ‌​‌‍‍​​ ‌‌ ​ ‌‍‌‌‌‍​ ‌ ‌​‌‍‍‌‌‍ ‌‍ ‍‌ ​ ​‍‌‌​ ‌‌‌​​‍‌‌ ‌‍‍ ‌‍‌‌‌ ‍‌​‍‌‌​ ​ ‌​‌​​‍‌‌​ ​ ‌​‌​​‍‌‌​ ​‍​ ​‍​ ‍‌​ ​‌​ ‍‌​ ​​​ ​‍​ ‌‌‌‍‌‍​ ​​‌‍​‌​ ‌‍​ ‌‌​ ​‍​‍‌‌​ ​‍​ ​‍​‍‌‌​ ‌‌‌​‌​​‍ ‍‌‍​ ‌‍ ‌‍ ​‌ ‌‌‌‍ ‌‌‍ ‍‌ ​ ​‍‌‌​ ‌‌‌​​‍‌‌ ‌‍‍ ‌‍‌‌‌ ‍‌​‍‌‌​ ​ ‌​‌​​‍‌‌​ ​ ‌​‌​​‍‌‌​ ​‍​ ​‍​ ‍​​ ‌‌​ ‌‌​ ​‍‌‍​‍​ ‌‍​ ​‍‌‍‌‍​ ‌‌​ ‍‌​ ​‍​ ‍‌‌‍‌‍​ ‍​‌‍‌‌​ ‌​‌‍‌‌​ ‌‌‌‍‌​‌‍‌‌‌‍​‌​ ‌​​ ‌ ​ ‌‌​ ‍‌​ ‍‌​ ​‍​ ‌‌​ ​ ​ ‌‌​ ​‌​ ​‌​‍‌‌​ ​‍​ ​‍​‍‌‌​ ‌‌‌​‌​​‍ ‍‌‍​ ‌‍ ‌‍ ‍‌ ‌​‌‍‌‌‌‍ ‍‌ ‌​​‍‌‌​ ‌‌‌​​‍‌‌ ‌‍‍ ‌‍‌‌‌ ‍‌​‍‌‌​ ​ ‌​‌​​‍‌‌​ ​ ‌​‌​​‍‌‌​ ​‍​ ​‍‌‍​‌​ ‍‌​ ​​​ ​‌​ ‍‌​ ‌‌​ ‌​​ ​‍​ ‌‍​ ‌ ​ ‌‍​ ‌​​‍‌‌​ ​‍​ ​‍​‍‌‌​ ‌‌‌​‌​​‍ ‍‌‍​ ‌‍‍​‌‍‍‌‌‍ ​‌‍‌​‌ ​‍‌‍‌‌‌‍ ‍​‍‌‌​ ‌‌‌​​‍‌‌ ‌‍‍ ‌‍‌‌‌ ‍‌​‍‌‌​ ​ ‌​‌​​‍‌‌​ ​ ‌​‌​​‍‌‌​ ​‍​ ​‍​ ​​​ ​‍‌‍‌​​ ​‌​ ‌​​ ‍​​ ​‌​ ​‌‌‍​ ‌‍‌‌​ ​ ​ ‍​​ ​​​‍‌‌​ ​‍​ ​‍​‍‌‌​ ‌‌‌​‌​​‍ ‍‌ ‌​‌‍‌‌‌ ‍​‌ ‌​​‍‌‍‌ ​​‌‍‌‌‌ ​‍‌ ​ ‌ ​​‌‍‌‌‌‍​ ‌ ‌​‌‍‍‌‌ ‌‍‌‍‌‌​ ‌‌ ​​‌ ‌‌‌‍​‍‌‍ ​‌‍‍‌‌ ​ ‌‍‍​‌‍‌‌‌‍‌​​‍​‍‌ ‌
Create outcomes​​​​‌ ‍ ​‍​‍‌‍ ‌ ​‍‌‍‍‌‌‍‌ ‌‍‍‌‌‍ ‍​‍​‍​ ‍‍​‍​‍‌ ​ ‌‍​‌‌‍ ‍‌‍‍‌‌ ‌​‌ ‍‌​‍ ‍‌‍‍‌‌‍ ​‍​‍​‍ ​​‍​‍‌‍‍​‌ ​‍‌‍‌‌‌‍‌‍​‍​‍​ ‍‍​‍​‍‌‍‍​‌ ‌​‌ ‌​‌ ​​​ ‍‍​‍ ​‍ ‌‍ ​‌‍ ‌‍​ ‌‍​‌‌‍ ​‌‍‍​‌‍ ‌ ​ ‌ ‌​​ ‍‍​ ​ ​ ​ ​ ​ ​ ​ ​‍ ‌‍‍‌‌‍ ‍‌ ‌​‌‍‌‌‌‍ ‍‌ ‌​​‍ ‌‍‌‌‌‍‌​‌‍‍‌‌ ‌​​‍ ‌‍ ‌‌‍ ‌‍‌​‌‍‌‌​ ‌‌ ​​‌ ​‍‌‍‌‌‌ ​ ‌‍‌‌‌‍ ‍‌ ‌​‌‍​‌‌ ‌​‌‍‍‌‌‍ ‌‍ ‍​ ‍ ‌‍‍‌‌‍‌​​ ‌​ ​ ​ ‌ ‌‍‌​​ ‍‌​ ‌​​ ​​​ ‍‌​ ​ ​‍ ‌​ ​ ‌‍‌‍​ ‌ ​ ‌​​‍ ‌​ ‌​​ ​‍‌‍​‌​ ‌ ​‍ ‌​ ‍‌‌‍​‌‌‍‌‍‌‍‌‍​‍ ‌​ ‍​​ ‌ ​ ​‌‌‍​‍​ ‌‌‌‍​‍‌‍‌​‌‍‌‍​ ​ ‌‍​ ​ ‍​​ ​‌​ ‍ ‌ ‌​‌ ‍‌‌ ​​‌‍‌‌​ ‌‌ ​​‌‍​‌‌‍‌ ‌‍‌‌​ ‍ ‌ ​​‌‍​‌‌ ‌​‌‍‍​​ ‌‌ ​ ‌‍‌‌‌‍​ ‌ ‌​‌‍‍‌‌‍ ‌‍ ‍‌ ​ ​‍‌‌​ ‌‌‌​​‍‌‌ ‌‍‍ ‌‍‌‌‌ ‍‌​‍‌‌​ ​ ‌​‌​​‍‌‌​ ​ ‌​‌​​‍‌‌​ ​‍​ ​‍​ ‍‌​ ​‌​ ‍‌​ ​​​ ​‍​ ‌‌‌‍‌‍​ ​​‌‍​‌​ ‌‍​ ‌‌​ ​‍​‍‌‌​ ​‍​ ​‍​‍‌‌​ ‌‌‌​‌​​‍ ‍‌‍​ ‌‍ ‌‍ ​‌ ‌‌‌‍ ‌‌‍ ‍‌ ​ ​‍‌‌​ ‌‌‌​​‍‌‌ ‌‍‍ ‌‍‌‌‌ ‍‌​‍‌‌​ ​ ‌​‌​​‍‌‌​ ​ ‌​‌​​‍‌‌​ ​‍​ ​‍​ ‌ ‌‍‌​​ ‍‌​ ‍​​ ​​​ ​‌‌‍‌​​ ‌‍‌‍​‌​ ‌ ‌‍‌‌‌‍​‌​ ‌‍‌‍‌‌​ ‍‌​ ‍‌​ ​‌​ ​​​ ​ ​ ‍​​ ​‌​ ​​‌‍​‌‌‍​‍​ ​​‌‍​ ​ ‍‌​ ​‍​ ​ ‌‍‌‌​ ‌ ‌‍‌​​‍‌‌​ ​‍​ ​‍​‍‌‌​ ‌‌‌​‌​​‍ ‍‌‍​ ‌‍ ‌‍ ‍‌ ‌​‌‍‌‌‌‍ ‍‌ ‌​​‍‌‌​ ‌‌‌​​‍‌‌ ‌‍‍ ‌‍‌‌‌ ‍‌​‍‌‌​ ​ ‌​‌​​‍‌‌​ ​ ‌​‌​​‍‌‌​ ​‍​ ​‍‌‍​‍​ ‌‌​ ‍​​ ‌ ‌‍​ ‌‍​‍‌‍​‌‌‍‌‍​ ​​​ ​‌‌‍​ ​ ‌ ​‍‌‌​ ​‍​ ​‍​‍‌‌​ ‌‌‌​‌​​‍ ‍‌‍​ ‌‍‍​‌‍‍‌‌‍ ​‌‍‌​‌ ​‍‌‍‌‌‌‍ ‍​‍‌‌​ ‌‌‌​​‍‌‌ ‌‍‍ ‌‍‌‌‌ ‍‌​‍‌‌​ ​ ‌​‌​​‍‌‌​ ​ ‌​‌​​‍‌‌​ ​‍​ ​‍‌‍‌‍​ ‌​‌‍​‌​ ‌‌‌‍‌‌‌‍‌​​ ​‌​ ‌‍​ ‌‍‌‍‌​​ ‌‍​ ​​​ ​​​‍‌‌​ ​‍​ ​‍​‍‌‌​ ‌‌‌​‌​​‍ ‍‌ ‌​‌‍‌‌‌ ‍​‌ ‌​​ ‌‍​‍‌‍​‌‌ ​ ‌‍‌‌‌‌‌‌‌ ​‍‌‍ ​​ ‌‌‍‍​‌ ‌​‌ ‌​‌ ​​​‍‌‌​ ​ ‌​​‌​‍‌‌​ ​‍‌​‌‍​‍‌‌​ ​‍‌​‌‍‌‍ ​‌‍ ‌‍​ ‌‍​‌‌‍ ​‌‍‍​‌‍ ‌ ​ ‌ ‌​​‍‌‌​ ​ ‌​​‌​ ​ ​ ​ ​ ​ ​ ​ ​‍‌‍‌‍‍‌‌‍‌​​ ‌​ ​ ​ ‌ ‌‍‌​​ ‍‌​ ‌​​ ​​​ ‍‌​ ​ ​‍ ‌​ ​ ‌‍‌‍​ ‌ ​ ‌​​‍ ‌​ ‌​​ ​‍‌‍​‌​ ‌ ​‍ ‌​ ‍‌‌‍​‌‌‍‌‍‌‍‌‍​‍ ‌​ ‍​​ ‌ ​ ​‌‌‍​‍​ ‌‌‌‍​‍‌‍‌​‌‍‌‍​ ​ ‌‍​ ​ ‍​​ ​‌​‍‌‍‌ ‌​‌ ‍‌‌ ​​‌‍‌‌​ ‌‌ ​​‌‍​‌‌‍‌ ‌‍‌‌​‍‌‍‌ ​​‌‍​‌‌ ‌​‌‍‍​​ ‌‌ ​ ‌‍‌‌‌‍​ ‌ ‌​‌‍‍‌‌‍ ‌‍ ‍‌ ​ ​‍‌‌​ ‌‌‌​​‍‌‌ ‌‍‍ ‌‍‌‌‌ ‍‌​‍‌‌​ ​ ‌​‌​​‍‌‌​ ​ ‌​‌​​‍‌‌​ ​‍​ ​‍​ ‍‌​ ​‌​ ‍‌​ ​​​ ​‍​ ‌‌‌‍‌‍​ ​​‌‍​‌​ ‌‍​ ‌‌​ ​‍​‍‌‌​ ​‍​ ​‍​‍‌‌​ ‌‌‌​‌​​‍ ‍‌‍​ ‌‍ ‌‍ ​‌ ‌‌‌‍ ‌‌‍ ‍‌ ​ ​‍‌‌​ ‌‌‌​​‍‌‌ ‌‍‍ ‌‍‌‌‌ ‍‌​‍‌‌​ ​ ‌​‌​​‍‌‌​ ​ ‌​‌​​‍‌‌​ ​‍​ ​‍​ ‌ ‌‍‌​​ ‍‌​ ‍​​ ​​​ ​‌‌‍‌​​ ‌‍‌‍​‌​ ‌ ‌‍‌‌‌‍​‌​ ‌‍‌‍‌‌​ ‍‌​ ‍‌​ ​‌​ ​​​ ​ ​ ‍​​ ​‌​ ​​‌‍​‌‌‍​‍​ ​​‌‍​ ​ ‍‌​ ​‍​ ​ ‌‍‌‌​ ‌ ‌‍‌​​‍‌‌​ ​‍​ ​‍​‍‌‌​ ‌‌‌​‌​​‍ ‍‌‍​ ‌‍ ‌‍ ‍‌ ‌​‌‍‌‌‌‍ ‍‌ ‌​​‍‌‌​ ‌‌‌​​‍‌‌ ‌‍‍ ‌‍‌‌‌ ‍‌​‍‌‌​ ​ ‌​‌​​‍‌‌​ ​ ‌​‌​​‍‌‌​ ​‍​ ​‍‌‍​‍​ ‌‌​ ‍​​ ‌ ‌‍​ ‌‍​‍‌‍​‌‌‍‌‍​ ​​​ ​‌‌‍​ ​ ‌ ​‍‌‌​ ​‍​ ​‍​‍‌‌​ ‌‌‌​‌​​‍ ‍‌‍​ ‌‍‍​‌‍‍‌‌‍ ​‌‍‌​‌ ​‍‌‍‌‌‌‍ ‍​‍‌‌​ ‌‌‌​​‍‌‌ ‌‍‍ ‌‍‌‌‌ ‍‌​‍‌‌​ ​ ‌​‌​​‍‌‌​ ​ ‌​‌​​‍‌‌​ ​‍​ ​‍‌‍‌‍​ ‌​‌‍​‌​ ‌‌‌‍‌‌‌‍‌​​ ​‌​ ‌‍​ ‌‍‌‍‌​​ ‌‍​ ​​​ ​​​‍‌‌​ ​‍​ ​‍​‍‌‌​ ‌‌‌​‌​​‍ ‍‌ ‌​‌‍‌‌‌ ‍​‌ ‌​​‍‌‍‌ ​​‌‍‌‌‌ ​‍‌ ​ ‌ ​​‌‍‌‌‌‍​ ‌ ‌​‌‍‍‌‌ ‌‍‌‍‌‌​ ‌‌ ​​‌ ‌‌‌‍​‍‌‍ ​‌‍‍‌‌ ​ ‌‍‍​‌‍‌‌‌‍‌​​‍​‍‌ ‌
Our efforts culminate in environments that attract investments and mobilise private capital towards net-zero goals. By working closely with investors and trade delegations, we aim to bring important projects to
life, ensuring that Australia’s green energy export future becomes a reality.​​​​‌ ‍ ​‍​‍‌‍ ‌ ​‍‌‍‍‌‌‍‌ ‌‍‍‌‌‍ ‍​‍​‍​ ‍‍​‍​‍‌ ​ ‌‍​‌‌‍ ‍‌‍‍‌‌ ‌​‌ ‍‌​‍ ‍‌‍‍‌‌‍ ​‍​‍​‍ ​​‍​‍‌‍‍​‌ ​‍‌‍‌‌‌‍‌‍​‍​‍​ ‍‍​‍​‍‌‍‍​‌ ‌​‌ ‌​‌ ​​​ ‍‍​‍ ​‍ ‌‍ ​‌‍ ‌‍​ ‌‍​‌‌‍ ​‌‍‍​‌‍ ‌ ​ ‌ ‌​​ ‍‍​ ​ ​ ​ ​ ​ ​ ​ ​‍ ‌‍‍‌‌‍ ‍‌ ‌​‌‍‌‌‌‍ ‍‌ ‌​​‍ ‌‍‌‌‌‍‌​‌‍‍‌‌ ‌​​‍ ‌‍ ‌‌‍ ‌‍‌​‌‍‌‌​ ‌‌ ​​‌ ​‍‌‍‌‌‌ ​ ‌‍‌‌‌‍ ‍‌ ‌​‌‍​‌‌ ‌​‌‍‍‌‌‍ ‌‍ ‍​ ‍ ‌‍‍‌‌‍‌​​ ‌​ ​ ​ ‌ ‌‍‌​​ ‍‌​ ‌​​ ​​​ ‍‌​ ​ ​‍ ‌​ ​ ‌‍‌‍​ ‌ ​ ‌​​‍ ‌​ ‌​​ ​‍‌‍​‌​ ‌ ​‍ ‌​ ‍‌‌‍​‌‌‍‌‍‌‍‌‍​‍ ‌​ ‍​​ ‌ ​ ​‌‌‍​‍​ ‌‌‌‍​‍‌‍‌​‌‍‌‍​ ​ ‌‍​ ​ ‍​​ ​‌​ ‍ ‌ ‌​‌ ‍‌‌ ​​‌‍‌‌​ ‌‌ ​​‌‍​‌‌‍‌ ‌‍‌‌​ ‍ ‌ ​​‌‍​‌‌ ‌​‌‍‍​​ ‌‌ ​ ‌‍‌‌‌‍​ ‌ ‌​‌‍‍‌‌‍ ‌‍ ‍‌ ​ ​‍‌‌​ ‌‌‌​​‍‌‌ ‌‍‍ ‌‍‌‌‌ ‍‌​‍‌‌​ ​ ‌​‌​​‍‌‌​ ​ ‌​‌​​‍‌‌​ ​‍​ ​‍​ ‍‌​ ​‌​ ‍‌​ ​​​ ​‍​ ‌‌‌‍‌‍​ ​​‌‍​‌​ ‌‍​ ‌‌​ ​‍​‍‌‌​ ​‍​ ​‍​‍‌‌​ ‌‌‌​‌​​‍ ‍‌‍​ ‌‍ ‌‍ ​‌ ‌‌‌‍ ‌‌‍ ‍‌ ​ ​‍‌‌​ ‌‌‌​​‍‌‌ ‌‍‍ ‌‍‌‌‌ ‍‌​‍‌‌​ ​ ‌​‌​​‍‌‌​ ​ ‌​‌​​‍‌‌​ ​‍​ ​‍​ ‌ ‌‍‌​​ ‍‌​ ‍​​ ​​​ ​‌‌‍‌​​ ‌‍‌‍​‌​ ‌ ‌‍‌‌‌‍​‌​ ‌‍‌‍‌‌​ ‍‌​ ‍‌​ ​‌​ ​​​ ​ ​ ‍​​ ​‌​ ​​‌‍​‌‌‍​‍​ ​​‌‍​ ​ ‍‌​ ​‍​ ​ ‌‍‌‌​ ‌ ‌‍‌​​‍‌‌​ ​‍​ ​‍​‍‌‌​ ‌‌‌​‌​​‍ ‍‌‍​ ‌‍ ‌‍ ‍‌ ‌​‌‍‌‌‌‍ ‍‌ ‌​​‍‌‌​ ‌‌‌​​‍‌‌ ‌‍‍ ‌‍‌‌‌ ‍‌​‍‌‌​ ​ ‌​‌​​‍‌‌​ ​ ‌​‌​​‍‌‌​ ​‍​ ​‍‌‍‌‍​ ‍​​ ‌‌​ ‌‌​ ​‌​ ‌​​ ‌ ‌‍‌‌​ ​​​ ‌‌​ ​‌​ ‌‍​‍‌‌​ ​‍​ ​‍​‍‌‌​ ‌‌‌​‌​​‍ ‍‌‍​ ‌‍‍​‌‍‍‌‌‍ ​‌‍‌​‌ ​‍‌‍‌‌‌‍ ‍​‍‌‌​ ‌‌‌​​‍‌‌ ‌‍‍ ‌‍‌‌‌ ‍‌​‍‌‌​ ​ ‌​‌​​‍‌‌​ ​ ‌​‌​​‍‌‌​ ​‍​ ​‍​ ​​​ ‌ ‌‍​‍‌‍​‍‌‍‌‍​ ‌‌​ ‌​​ ‍‌​ ‌‍‌‍​‍​ ‍‌​ ‌‍​ ​​​‍‌‌​ ​‍​ ​‍​‍‌‌​ ‌‌‌​‌​​‍ ‍‌ ‌​‌‍‌‌‌ ‍​‌ ‌​​ ‌‍​‍‌‍​‌‌ ​ ‌‍‌‌‌‌‌‌‌ ​‍‌‍ ​​ ‌‌‍‍​‌ ‌​‌ ‌​‌ ​​​‍‌‌​ ​ ‌​​‌​‍‌‌​ ​‍‌​‌‍​‍‌‌​ ​‍‌​‌‍‌‍ ​‌‍ ‌‍​ ‌‍​‌‌‍ ​‌‍‍​‌‍ ‌ ​ ‌ ‌​​‍‌‌​ ​ ‌​​‌​ ​ ​ ​ ​ ​ ​ ​ ​‍‌‍‌‍‍‌‌‍‌​​ ‌​ ​ ​ ‌ ‌‍‌​​ ‍‌​ ‌​​ ​​​ ‍‌​ ​ ​‍ ‌​ ​ ‌‍‌‍​ ‌ ​ ‌​​‍ ‌​ ‌​​ ​‍‌‍​‌​ ‌ ​‍ ‌​ ‍‌‌‍​‌‌‍‌‍‌‍‌‍​‍ ‌​ ‍​​ ‌ ​ ​‌‌‍​‍​ ‌‌‌‍​‍‌‍‌​‌‍‌‍​ ​ ‌‍​ ​ ‍​​ ​‌​‍‌‍‌ ‌​‌ ‍‌‌ ​​‌‍‌‌​ ‌‌ ​​‌‍​‌‌‍‌ ‌‍‌‌​‍‌‍‌ ​​‌‍​‌‌ ‌​‌‍‍​​ ‌‌ ​ ‌‍‌‌‌‍​ ‌ ‌​‌‍‍‌‌‍ ‌‍ ‍‌ ​ ​‍‌‌​ ‌‌‌​​‍‌‌ ‌‍‍ ‌‍‌‌‌ ‍‌​‍‌‌​ ​ ‌​‌​​‍‌‌​ ​ ‌​‌​​‍‌‌​ ​‍​ ​‍​ ‍‌​ ​‌​ ‍‌​ ​​​ ​‍​ ‌‌‌‍‌‍​ ​​‌‍​‌​ ‌‍​ ‌‌​ ​‍​‍‌‌​ ​‍​ ​‍​‍‌‌​ ‌‌‌​‌​​‍ ‍‌‍​ ‌‍ ‌‍ ​‌ ‌‌‌‍ ‌‌‍ ‍‌ ​ ​‍‌‌​ ‌‌‌​​‍‌‌ ‌‍‍ ‌‍‌‌‌ ‍‌​‍‌‌​ ​ ‌​‌​​‍‌‌​ ​ ‌​‌​​‍‌‌​ ​‍​ ​‍​ ‌ ‌‍‌​​ ‍‌​ ‍​​ ​​​ ​‌‌‍‌​​ ‌‍‌‍​‌​ ‌ ‌‍‌‌‌‍​‌​ ‌‍‌‍‌‌​ ‍‌​ ‍‌​ ​‌​ ​​​ ​ ​ ‍​​ ​‌​ ​​‌‍​‌‌‍​‍​ ​​‌‍​ ​ ‍‌​ ​‍​ ​ ‌‍‌‌​ ‌ ‌‍‌​​‍‌‌​ ​‍​ ​‍​‍‌‌​ ‌‌‌​‌​​‍ ‍‌‍​ ‌‍ ‌‍ ‍‌ ‌​‌‍‌‌‌‍ ‍‌ ‌​​‍‌‌​ ‌‌‌​​‍‌‌ ‌‍‍ ‌‍‌‌‌ ‍‌​‍‌‌​ ​ ‌​‌​​‍‌‌​ ​ ‌​‌​​‍‌‌​ ​‍​ ​‍‌‍‌‍​ ‍​​ ‌‌​ ‌‌​ ​‌​ ‌​​ ‌ ‌‍‌‌​ ​​​ ‌‌​ ​‌​ ‌‍​‍‌‌​ ​‍​ ​‍​‍‌‌​ ‌‌‌​‌​​‍ ‍‌‍​ ‌‍‍​‌‍‍‌‌‍ ​‌‍‌​‌ ​‍‌‍‌‌‌‍ ‍​‍‌‌​ ‌‌‌​​‍‌‌ ‌‍‍ ‌‍‌‌‌ ‍‌​‍‌‌​ ​ ‌​‌​​‍‌‌​ ​ ‌​‌​​‍‌‌​ ​‍​ ​‍​ ​​​ ‌ ‌‍​‍‌‍​‍‌‍‌‍​ ‌‌​ ‌​​ ‍‌​ ‌‍‌‍​‍​ ‍‌​ ‌‍​ ​​​‍‌‌​ ​‍​ ​‍​‍‌‌​ ‌‌‌​‌​​‍ ‍‌ ‌​‌‍‌‌‌ ‍​‌ ‌​​‍‌‍‌ ​​‌‍‌‌‌ ​‍‌ ​ ‌ ​​‌‍‌‌‌‍​ ‌ ‌​‌‍‍‌‌ ‌‍‌‍‌‌​ ‌‌ ​​‌ ‌‌‌‍​‍‌‍ ​‌‍‍‌‌ ​ ‌‍‍​‌‍‌‌‌‍‌​​‍​‍‌ ‌
Funding and independence​​​​‌ ‍ ​‍​‍‌‍ ‌ ​‍‌‍‍‌‌‍‌ ‌‍‍‌‌‍ ‍​‍​‍​ ‍‍​‍​‍‌ ​ ‌‍​‌‌‍ ‍‌‍‍‌‌ ‌​‌ ‍‌​‍ ‍‌‍‍‌‌‍ ​‍​‍​‍ ​​‍​‍‌‍‍​‌ ​‍‌‍‌‌‌‍‌‍​‍​‍​ ‍‍​‍​‍‌‍‍​‌ ‌​‌ ‌​‌ ​​​ ‍‍​‍ ​‍ ‌‍ ​‌‍ ‌‍​ ‌‍​‌‌‍ ​‌‍‍​‌‍ ‌ ​ ‌ ‌​​ ‍‍​ ​ ​ ​ ​ ​ ​ ​ ​‍ ‌‍‍‌‌‍ ‍‌ ‌​‌‍‌‌‌‍ ‍‌ ‌​​‍ ‌‍‌‌‌‍‌​‌‍‍‌‌ ‌​​‍ ‌‍ ‌‌‍ ‌‍‌​‌‍‌‌​ ‌‌ ​​‌ ​‍‌‍‌‌‌ ​ ‌‍‌‌‌‍ ‍‌ ‌​‌‍​‌‌ ‌​‌‍‍‌‌‍ ‌‍ ‍​ ‍ ‌‍‍‌‌‍‌​​ ‌​ ​ ​ ‌ ‌‍‌​​ ‍‌​ ‌​​ ​​​ ‍‌​ ​ ​‍ ‌​ ​ ‌‍‌‍​ ‌ ​ ‌​​‍ ‌​ ‌​​ ​‍‌‍​‌​ ‌ ​‍ ‌​ ‍‌‌‍​‌‌‍‌‍‌‍‌‍​‍ ‌​ ‍​​ ‌ ​ ​‌‌‍​‍​ ‌‌‌‍​‍‌‍‌​‌‍‌‍​ ​ ‌‍​ ​ ‍​​ ​‌​ ‍ ‌ ‌​‌ ‍‌‌ ​​‌‍‌‌​ ‌‌ ​​‌‍​‌‌‍‌ ‌‍‌‌​ ‍ ‌ ​​‌‍​‌‌ ‌​‌‍‍​​ ‌‌ ​ ‌‍‌‌‌‍​ ‌ ‌​‌‍‍‌‌‍ ‌‍ ‍‌ ​ ​‍‌‌​ ‌‌‌​​‍‌‌ ‌‍‍ ‌‍‌‌‌ ‍‌​‍‌‌​ ​ ‌​‌​​‍‌‌​ ​ ‌​‌​​‍‌‌​ ​‍​ ​‍​ ‍‌​ ​‌​ ‍‌​ ​​​ ​‍​ ‌‌‌‍‌‍​ ​​‌‍​‌​ ‌‍​ ‌‌​ ​‍​‍‌‌​ ​‍​ ​‍​‍‌‌​ ‌‌‌​‌​​‍ ‍‌‍​ ‌‍ ‌‍ ​‌ ‌‌‌‍ ‌‌‍ ‍‌ ​ ​‍‌‌​ ‌‌‌​​‍‌‌ ‌‍‍ ‌‍‌‌‌ ‍‌​‍‌‌​ ​ ‌​‌​​‍‌‌​ ​ ‌​‌​​‍‌‌​ ​‍​ ​‍​ ‍​​ ‍​​ ‌‌​ ‌‌‌‍‌​​ ​​​ ‌ ‌‍​‍‌‍​‍‌‍​ ​ ‍‌​ ‍‌‌‍​‌​ ‍‌‌‍‌‍​ ‌‌​ ​ ​ ​‌‌‍‌‍​ ‌‍​ ‌‍‌‍‌‍​ ​‍​ ​‍​ ​​​ ​​​ ​​‌‍​‍​ ‌‍​ ​ ​ ​‌​ ​​​‍‌‌​ ​‍​ ​‍​‍‌‌​ ‌‌‌​‌​​‍ ‍‌‍​ ‌‍ ‌‍ ‍‌ ‌​‌‍‌‌‌‍ ‍‌ ‌​​‍‌‌​ ‌‌‌​​‍‌‌ ‌‍‍ ‌‍‌‌‌ ‍‌​‍‌‌​ ​ ‌​‌​​‍‌‌​ ​ ‌​‌​​‍‌‌​ ​‍​ ​‍​ ‌‌‌‍‌​​ ‌‍​ ​ ​ ​‌​ ‌ ​ ‌ ‌‍‌‍​ ‍​​ ‌‍‌‍​‌‌‍‌‌​‍‌‌​ ​‍​ ​‍​‍‌‌​ ‌‌‌​‌​​‍ ‍‌‍​ ‌‍‍​‌‍‍‌‌‍ ​‌‍‌​‌ ​‍‌‍‌‌‌‍ ‍​‍‌‌​ ‌‌‌​​‍‌‌ ‌‍‍ ‌‍‌‌‌ ‍‌​‍‌‌​ ​ ‌​‌​​‍‌‌​ ​ ‌​‌​​‍‌‌​ ​‍​ ​‍​ ​‍​ ‌ ‌‍‌‍​ ‍‌​ ‌‌​ ‌ ‌‍​ ​ ​​​ ‌​‌‍​‌​ ​​​ ‌‌​‍‌‌​ ​‍​ ​‍​‍‌‌​ ‌‌‌​‌​​‍ ‍‌ ‌​‌‍‌‌‌ ‍​‌ ‌​​ ‌‍​‍‌‍​‌‌ ​ ‌‍‌‌‌‌‌‌‌ ​‍‌‍ ​​ ‌‌‍‍​‌ ‌​‌ ‌​‌ ​​​‍‌‌​ ​ ‌​​‌​‍‌‌​ ​‍‌​‌‍​‍‌‌​ ​‍‌​‌‍‌‍ ​‌‍ ‌‍​ ‌‍​‌‌‍ ​‌‍‍​‌‍ ‌ ​ ‌ ‌​​‍‌‌​ ​ ‌​​‌​ ​ ​ ​ ​ ​ ​ ​ ​‍‌‍‌‍‍‌‌‍‌​​ ‌​ ​ ​ ‌ ‌‍‌​​ ‍‌​ ‌​​ ​​​ ‍‌​ ​ ​‍ ‌​ ​ ‌‍‌‍​ ‌ ​ ‌​​‍ ‌​ ‌​​ ​‍‌‍​‌​ ‌ ​‍ ‌​ ‍‌‌‍​‌‌‍‌‍‌‍‌‍​‍ ‌​ ‍​​ ‌ ​ ​‌‌‍​‍​ ‌‌‌‍​‍‌‍‌​‌‍‌‍​ ​ ‌‍​ ​ ‍​​ ​‌​‍‌‍‌ ‌​‌ ‍‌‌ ​​‌‍‌‌​ ‌‌ ​​‌‍​‌‌‍‌ ‌‍‌‌​‍‌‍‌ ​​‌‍​‌‌ ‌​‌‍‍​​ ‌‌ ​ ‌‍‌‌‌‍​ ‌ ‌​‌‍‍‌‌‍ ‌‍ ‍‌ ​ ​‍‌‌​ ‌‌‌​​‍‌‌ ‌‍‍ ‌‍‌‌‌ ‍‌​‍‌‌​ ​ ‌​‌​​‍‌‌​ ​ ‌​‌​​‍‌‌​ ​‍​ ​‍​ ‍‌​ ​‌​ ‍‌​ ​​​ ​‍​ ‌‌‌‍‌‍​ ​​‌‍​‌​ ‌‍​ ‌‌​ ​‍​‍‌‌​ ​‍​ ​‍​‍‌‌​ ‌‌‌​‌​​‍ ‍‌‍​ ‌‍ ‌‍ ​‌ ‌‌‌‍ ‌‌‍ ‍‌ ​ ​‍‌‌​ ‌‌‌​​‍‌‌ ‌‍‍ ‌‍‌‌‌ ‍‌​‍‌‌​ ​ ‌​‌​​‍‌‌​ ​ ‌​‌​​‍‌‌​ ​‍​ ​‍​ ‍​​ ‍​​ ‌‌​ ‌‌‌‍‌​​ ​​​ ‌ ‌‍​‍‌‍​‍‌‍​ ​ ‍‌​ ‍‌‌‍​‌​ ‍‌‌‍‌‍​ ‌‌​ ​ ​ ​‌‌‍‌‍​ ‌‍​ ‌‍‌‍‌‍​ ​‍​ ​‍​ ​​​ ​​​ ​​‌‍​‍​ ‌‍​ ​ ​ ​‌​ ​​​‍‌‌​ ​‍​ ​‍​‍‌‌​ ‌‌‌​‌​​‍ ‍‌‍​ ‌‍ ‌‍ ‍‌ ‌​‌‍‌‌‌‍ ‍‌ ‌​​‍‌‌​ ‌‌‌​​‍‌‌ ‌‍‍ ‌‍‌‌‌ ‍‌​‍‌‌​ ​ ‌​‌​​‍‌‌​ ​ ‌​‌​​‍‌‌​ ​‍​ ​‍​ ‌‌‌‍‌​​ ‌‍​ ​ ​ ​‌​ ‌ ​ ‌ ‌‍‌‍​ ‍​​ ‌‍‌‍​‌‌‍‌‌​‍‌‌​ ​‍​ ​‍​‍‌‌​ ‌‌‌​‌​​‍ ‍‌‍​ ‌‍‍​‌‍‍‌‌‍ ​‌‍‌​‌ ​‍‌‍‌‌‌‍ ‍​‍‌‌​ ‌‌‌​​‍‌‌ ‌‍‍ ‌‍‌‌‌ ‍‌​‍‌‌​ ​ ‌​‌​​‍‌‌​ ​ ‌​‌​​‍‌‌​ ​‍​ ​‍​ ​‍​ ‌ ‌‍‌‍​ ‍‌​ ‌‌​ ‌ ‌‍​ ​ ​​​ ‌​‌‍​‌​ ​​​ ‌‌​‍‌‌​ ​‍​ ​‍​‍‌‌​ ‌‌‌​‌​​‍ ‍‌ ‌​‌‍‌‌‌ ‍​‌ ‌​​‍‌‍‌ ​​‌‍‌‌‌ ​‍‌ ​ ‌ ​​‌‍‌‌‌‍​ ‌ ‌​‌‍‍‌‌ ‌‍‌‍‌‌​ ‌‌ ​​‌ ‌‌‌‍​‍‌‍ ​‌‍‍‌‌ ​ ‌‍‍​‌‍‌‌‌‍‌​​‍​‍‌ ‌
The Superpower Institute is a non-profit, independent think tank. Our work is supported by philanthropic foundations and individuals who share a commitment to rigorous analysis and evidence-based policy on
climate and economic policy.​​​​‌ ‍ ​‍​‍‌‍ ‌ ​‍‌‍‍‌‌‍‌ ‌‍‍‌‌‍ ‍​‍​‍​ ‍‍​‍​‍‌ ​ ‌‍​‌‌‍ ‍‌‍‍‌‌ ‌​‌ ‍‌​‍ ‍‌‍‍‌‌‍ ​‍​‍​‍ ​​‍​‍‌‍‍​‌ ​‍‌‍‌‌‌‍‌‍​‍​‍​ ‍‍​‍​‍‌‍‍​‌ ‌​‌ ‌​‌ ​​​ ‍‍​‍ ​‍ ‌‍ ​‌‍ ‌‍​ ‌‍​‌‌‍ ​‌‍‍​‌‍ ‌ ​ ‌ ‌​​ ‍‍​ ​ ​ ​ ​ ​ ​ ​ ​‍ ‌‍‍‌‌‍ ‍‌ ‌​‌‍‌‌‌‍ ‍‌ ‌​​‍ ‌‍‌‌‌‍‌​‌‍‍‌‌ ‌​​‍ ‌‍ ‌‌‍ ‌‍‌​‌‍‌‌​ ‌‌ ​​‌ ​‍‌‍‌‌‌ ​ ‌‍‌‌‌‍ ‍‌ ‌​‌‍​‌‌ ‌​‌‍‍‌‌‍ ‌‍ ‍​ ‍ ‌‍‍‌‌‍‌​​ ‌​ ​ ​ ‌ ‌‍‌​​ ‍‌​ ‌​​ ​​​ ‍‌​ ​ ​‍ ‌​ ​ ‌‍‌‍​ ‌ ​ ‌​​‍ ‌​ ‌​​ ​‍‌‍​‌​ ‌ ​‍ ‌​ ‍‌‌‍​‌‌‍‌‍‌‍‌‍​‍ ‌​ ‍​​ ‌ ​ ​‌‌‍​‍​ ‌‌‌‍​‍‌‍‌​‌‍‌‍​ ​ ‌‍​ ​ ‍​​ ​‌​ ‍ ‌ ‌​‌ ‍‌‌ ​​‌‍‌‌​ ‌‌ ​​‌‍​‌‌‍‌ ‌‍‌‌​ ‍ ‌ ​​‌‍​‌‌ ‌​‌‍‍​​ ‌‌ ​ ‌‍‌‌‌‍​ ‌ ‌​‌‍‍‌‌‍ ‌‍ ‍‌ ​ ​‍‌‌​ ‌‌‌​​‍‌‌ ‌‍‍ ‌‍‌‌‌ ‍‌​‍‌‌​ ​ ‌​‌​​‍‌‌​ ​ ‌​‌​​‍‌‌​ ​‍​ ​‍​ ‍‌​ ​‌​ ‍‌​ ​​​ ​‍​ ‌‌‌‍‌‍​ ​​‌‍​‌​ ‌‍​ ‌‌​ ​‍​‍‌‌​ ​‍​ ​‍​‍‌‌​ ‌‌‌​‌​​‍ ‍‌‍​ ‌‍ ‌‍ ​‌ ‌‌‌‍ ‌‌‍ ‍‌ ​ ​‍‌‌​ ‌‌‌​​‍‌‌ ‌‍‍ ‌‍‌‌‌ ‍‌​‍‌‌​ ​ ‌​‌​​‍‌‌​ ​ ‌​‌​​‍‌‌​ ​‍​ ​‍​ ‍​​ ‍​​ ‌‌​ ‌‌‌‍‌​​ ​​​ ‌ ‌‍​‍‌‍​‍‌‍​ ​ ‍‌​ ‍‌‌‍​‌​ ‍‌‌‍‌‍​ ‌‌​ ​ ​ ​‌‌‍‌‍​ ‌‍​ ‌‍‌‍‌‍​ ​‍​ ​‍​ ​​​ ​​​ ​​‌‍​‍​ ‌‍​ ​ ​ ​‌​ ​​​‍‌‌​ ​‍​ ​‍​‍‌‌​ ‌‌‌​‌​​‍ ‍‌‍​ ‌‍ ‌‍ ‍‌ ‌​‌‍‌‌‌‍ ‍‌ ‌​​‍‌‌​ ‌‌‌​​‍‌‌ ‌‍‍ ‌‍‌‌‌ ‍‌​‍‌‌​ ​ ‌​‌​​‍‌‌​ ​ ‌​‌​​‍‌‌​ ​‍​ ​‍​ ‌‍‌‍‌‍​ ‍‌​ ​ ​ ​‌​ ​ ‌‍‌‍​ ‌ ‌‍​ ‌‍‌​​ ​‌​ ‍‌​‍‌‌​ ​‍​ ​‍​‍‌‌​ ‌‌‌​‌​​‍ ‍‌‍​ ‌‍‍​‌‍‍‌‌‍ ​‌‍‌​‌ ​‍‌‍‌‌‌‍ ‍​‍‌‌​ ‌‌‌​​‍‌‌ ‌‍‍ ‌‍‌‌‌ ‍‌​‍‌‌​ ​ ‌​‌​​‍‌‌​ ​ ‌​‌​​‍‌‌​ ​‍​ ​‍‌‍​‌‌‍‌​​ ​​​ ​ ​ ‍​‌‍‌‌​ ‌ ​ ​‌​ ‌‍‌‍​‌​ ‌​​ ‍​​‍‌‌​ ​‍​ ​‍​‍‌‌​ ‌‌‌​‌​​‍ ‍‌ ‌​‌‍‌‌‌ ‍​‌ ‌​​ ‌‍​‍‌‍​‌‌ ​ ‌‍‌‌‌‌‌‌‌ ​‍‌‍ ​​ ‌‌‍‍​‌ ‌​‌ ‌​‌ ​​​‍‌‌​ ​ ‌​​‌​‍‌‌​ ​‍‌​‌‍​‍‌‌​ ​‍‌​‌‍‌‍ ​‌‍ ‌‍​ ‌‍​‌‌‍ ​‌‍‍​‌‍ ‌ ​ ‌ ‌​​‍‌‌​ ​ ‌​​‌​ ​ ​ ​ ​ ​ ​ ​ ​‍‌‍‌‍‍‌‌‍‌​​ ‌​ ​ ​ ‌ ‌‍‌​​ ‍‌​ ‌​​ ​​​ ‍‌​ ​ ​‍ ‌​ ​ ‌‍‌‍​ ‌ ​ ‌​​‍ ‌​ ‌​​ ​‍‌‍​‌​ ‌ ​‍ ‌​ ‍‌‌‍​‌‌‍‌‍‌‍‌‍​‍ ‌​ ‍​​ ‌ ​ ​‌‌‍​‍​ ‌‌‌‍​‍‌‍‌​‌‍‌‍​ ​ ‌‍​ ​ ‍​​ ​‌​‍‌‍‌ ‌​‌ ‍‌‌ ​​‌‍‌‌​ ‌‌ ​​‌‍​‌‌‍‌ ‌‍‌‌​‍‌‍‌ ​​‌‍​‌‌ ‌​‌‍‍​​ ‌‌ ​ ‌‍‌‌‌‍​ ‌ ‌​‌‍‍‌‌‍ ‌‍ ‍‌ ​ ​‍‌‌​ ‌‌‌​​‍‌‌ ‌‍‍ ‌‍‌‌‌ ‍‌​‍‌‌​ ​ ‌​‌​​‍‌‌​ ​ ‌​‌​​‍‌‌​ ​‍​ ​‍​ ‍‌​ ​‌​ ‍‌​ ​​​ ​‍​ ‌‌‌‍‌‍​ ​​‌‍​‌​ ‌‍​ ‌‌​ ​‍​‍‌‌​ ​‍​ ​‍​‍‌‌​ ‌‌‌​‌​​‍ ‍‌‍​ ‌‍ ‌‍ ​‌ ‌‌‌‍ ‌‌‍ ‍‌ ​ ​‍‌‌​ ‌‌‌​​‍‌‌ ‌‍‍ ‌‍‌‌‌ ‍‌​‍‌‌​ ​ ‌​‌​​‍‌‌​ ​ ‌​‌​​‍‌‌​ ​‍​ ​‍​ ‍​​ ‍​​ ‌‌​ ‌‌‌‍‌​​ ​​​ ‌ ‌‍​‍‌‍​‍‌‍​ ​ ‍‌​ ‍‌‌‍​‌​ ‍‌‌‍‌‍​ ‌‌​ ​ ​ ​‌‌‍‌‍​ ‌‍​ ‌‍‌‍‌‍​ ​‍​ ​‍​ ​​​ ​​​ ​​‌‍​‍​ ‌‍​ ​ ​ ​‌​ ​​​‍‌‌​ ​‍​ ​‍​‍‌‌​ ‌‌‌​‌​​‍ ‍‌‍​ ‌‍ ‌‍ ‍‌ ‌​‌‍‌‌‌‍ ‍‌ ‌​​‍‌‌​ ‌‌‌​​‍‌‌ ‌‍‍ ‌‍‌‌‌ ‍‌​‍‌‌​ ​ ‌​‌​​‍‌‌​ ​ ‌​‌​​‍‌‌​ ​‍​ ​‍​ ‌‍‌‍‌‍​ ‍‌​ ​ ​ ​‌​ ​ ‌‍‌‍​ ‌ ‌‍​ ‌‍‌​​ ​‌​ ‍‌​‍‌‌​ ​‍​ ​‍​‍‌‌​ ‌‌‌​‌​​‍ ‍‌‍​ ‌‍‍​‌‍‍‌‌‍ ​‌‍‌​‌ ​‍‌‍‌‌‌‍ ‍​‍‌‌​ ‌‌‌​​‍‌‌ ‌‍‍ ‌‍‌‌‌ ‍‌​‍‌‌​ ​ ‌​‌​​‍‌‌​ ​ ‌​‌​​‍‌‌​ ​‍​ ​‍‌‍​‌‌‍‌​​ ​​​ ​ ​ ‍​‌‍‌‌​ ‌ ​ ​‌​ ‌‍‌‍​‌​ ‌​​ ‍​​‍‌‌​ ​‍​ ​‍​‍‌‌​ ‌‌‌​‌​​‍ ‍‌ ‌​‌‍‌‌‌ ‍​‌ ‌​​‍‌‍‌ ​​‌‍‌‌‌ ​‍‌ ​ ‌ ​​‌‍‌‌‌‍​ ‌ ‌​‌‍‍‌‌ ‌‍‌‍‌‌​ ‌‌ ​​‌ ‌‌‌‍​‍‌‍ ​‌‍‍‌‌ ​ ‌‍‍​‌‍‌‌‌‍‌​​‍​‍‌ ‌
All donations are accepted on the basis that The Superpower Institute maintains full editorial and analytical independence. Funders have no role in determining research methods, findings, conclusions, or policy
recommendations.​​​​‌ ‍ ​‍​‍‌‍ ‌ ​‍‌‍‍‌‌‍‌ ‌‍‍‌‌‍ ‍​‍​‍​ ‍‍​‍​‍‌ ​ ‌‍​‌‌‍ ‍‌‍‍‌‌ ‌​‌ ‍‌​‍ ‍‌‍‍‌‌‍ ​‍​‍​‍ ​​‍​‍‌‍‍​‌ ​‍‌‍‌‌‌‍‌‍​‍​‍​ ‍‍​‍​‍‌‍‍​‌ ‌​‌ ‌​‌ ​​​ ‍‍​‍ ​‍ ‌‍ ​‌‍ ‌‍​ ‌‍​‌‌‍ ​‌‍‍​‌‍ ‌ ​ ‌ ‌​​ ‍‍​ ​ ​ ​ ​ ​ ​ ​ ​‍ ‌‍‍‌‌‍ ‍‌ ‌​‌‍‌‌‌‍ ‍‌ ‌​​‍ ‌‍‌‌‌‍‌​‌‍‍‌‌ ‌​​‍ ‌‍ ‌‌‍ ‌‍‌​‌‍‌‌​ ‌‌ ​​‌ ​‍‌‍‌‌‌ ​ ‌‍‌‌‌‍ ‍‌ ‌​‌‍​‌‌ ‌​‌‍‍‌‌‍ ‌‍ ‍​ ‍ ‌‍‍‌‌‍‌​​ ‌​ ​ ​ ‌ ‌‍‌​​ ‍‌​ ‌​​ ​​​ ‍‌​ ​ ​‍ ‌​ ​ ‌‍‌‍​ ‌ ​ ‌​​‍ ‌​ ‌​​ ​‍‌‍​‌​ ‌ ​‍ ‌​ ‍‌‌‍​‌‌‍‌‍‌‍‌‍​‍ ‌​ ‍​​ ‌ ​ ​‌‌‍​‍​ ‌‌‌‍​‍‌‍‌​‌‍‌‍​ ​ ‌‍​ ​ ‍​​ ​‌​ ‍ ‌ ‌​‌ ‍‌‌ ​​‌‍‌‌​ ‌‌ ​​‌‍​‌‌‍‌ ‌‍‌‌​ ‍ ‌ ​​‌‍​‌‌ ‌​‌‍‍​​ ‌‌ ​ ‌‍‌‌‌‍​ ‌ ‌​‌‍‍‌‌‍ ‌‍ ‍‌ ​ ​‍‌‌​ ‌‌‌​​‍‌‌ ‌‍‍ ‌‍‌‌‌ ‍‌​‍‌‌​ ​ ‌​‌​​‍‌‌​ ​ ‌​‌​​‍‌‌​ ​‍​ ​‍​ ‍‌​ ​‌​ ‍‌​ ​​​ ​‍​ ‌‌‌‍‌‍​ ​​‌‍​‌​ ‌‍​ ‌‌​ ​‍​‍‌‌​ ​‍​ ​‍​‍‌‌​ ‌‌‌​‌​​‍ ‍‌‍​ ‌‍ ‌‍ ​‌ ‌‌‌‍ ‌‌‍ ‍‌ ​ ​‍‌‌​ ‌‌‌​​‍‌‌ ‌‍‍ ‌‍‌‌‌ ‍‌​‍‌‌​ ​ ‌​‌​​‍‌‌​ ​ ‌​‌​​‍‌‌​ ​‍​ ​‍​ ‍​​ ‍​​ ‌‌​ ‌‌‌‍‌​​ ​​​ ‌ ‌‍​‍‌‍​‍‌‍​ ​ ‍‌​ ‍‌‌‍​‌​ ‍‌‌‍‌‍​ ‌‌​ ​ ​ ​‌‌‍‌‍​ ‌‍​ ‌‍‌‍‌‍​ ​‍​ ​‍​ ​​​ ​​​ ​​‌‍​‍​ ‌‍​ ​ ​ ​‌​ ​​​‍‌‌​ ​‍​ ​‍​‍‌‌​ ‌‌‌​‌​​‍ ‍‌‍​ ‌‍ ‌‍ ‍‌ ‌​‌‍‌‌‌‍ ‍‌ ‌​​‍‌‌​ ‌‌‌​​‍‌‌ ‌‍‍ ‌‍‌‌‌ ‍‌​‍‌‌​ ​ ‌​‌​​‍‌‌​ ​ ‌​‌​​‍‌‌​ ​‍​ ​‍​ ​​​ ‍‌​ ‍​​ ​ ‌‍‌​‌‍​ ​ ‌ ‌‍​‍​ ‌​​ ‌​‌‍‌​‌‍​‍​‍‌‌​ ​‍​ ​‍​‍‌‌​ ‌‌‌​‌​​‍ ‍‌‍​ ‌‍‍​‌‍‍‌‌‍ ​‌‍‌​‌ ​‍‌‍‌‌‌‍ ‍​‍‌‌​ ‌‌‌​​‍‌‌ ‌‍‍ ‌‍‌‌‌ ‍‌​‍‌‌​ ​ ‌​‌​​‍‌‌​ ​ ‌​‌​​‍‌‌​ ​‍​ ​‍‌‍​‌‌‍‌​​ ​​​ ​ ​ ‍​‌‍‌‌​ ‌ ​ ​‌​ ‌‍‌‍​‌​ ‌​​ ‍​​‍‌‌​ ​‍​ ​‍​‍‌‌​ ‌‌‌​‌​​‍ ‍‌ ‌​‌‍‌‌‌ ‍​‌ ‌​​ ‌‍​‍‌‍​‌‌ ​ ‌‍‌‌‌‌‌‌‌ ​‍‌‍ ​​ ‌‌‍‍​‌ ‌​‌ ‌​‌ ​​​‍‌‌​ ​ ‌​​‌​‍‌‌​ ​‍‌​‌‍​‍‌‌​ ​‍‌​‌‍‌‍ ​‌‍ ‌‍​ ‌‍​‌‌‍ ​‌‍‍​‌‍ ‌ ​ ‌ ‌​​‍‌‌​ ​ ‌​​‌​ ​ ​ ​ ​ ​ ​ ​ ​‍‌‍‌‍‍‌‌‍‌​​ ‌​ ​ ​ ‌ ‌‍‌​​ ‍‌​ ‌​​ ​​​ ‍‌​ ​ ​‍ ‌​ ​ ‌‍‌‍​ ‌ ​ ‌​​‍ ‌​ ‌​​ ​‍‌‍​‌​ ‌ ​‍ ‌​ ‍‌‌‍​‌‌‍‌‍‌‍‌‍​‍ ‌​ ‍​​ ‌ ​ ​‌‌‍​‍​ ‌‌‌‍​‍‌‍‌​‌‍‌‍​ ​ ‌‍​ ​ ‍​​ ​‌​‍‌‍‌ ‌​‌ ‍‌‌ ​​‌‍‌‌​ ‌‌ ​​‌‍​‌‌‍‌ ‌‍‌‌​‍‌‍‌ ​​‌‍​‌‌ ‌​‌‍‍​​ ‌‌ ​ ‌‍‌‌‌‍​ ‌ ‌​‌‍‍‌‌‍ ‌‍ ‍‌ ​ ​‍‌‌​ ‌‌‌​​‍‌‌ ‌‍‍ ‌‍‌‌‌ ‍‌​‍‌‌​ ​ ‌​‌​​‍‌‌​ ​ ‌​‌​​‍‌‌​ ​‍​ ​‍​ ‍‌​ ​‌​ ‍‌​ ​​​ ​‍​ ‌‌‌‍‌‍​ ​​‌‍​‌​ ‌‍​ ‌‌​ ​‍​‍‌‌​ ​‍​ ​‍​‍‌‌​ ‌‌‌​‌​​‍ ‍‌‍​ ‌‍ ‌‍ ​‌ ‌‌‌‍ ‌‌‍ ‍‌ ​ ​‍‌‌​ ‌‌‌​​‍‌‌ ‌‍‍ ‌‍‌‌‌ ‍‌​‍‌‌​ ​ ‌​‌​​‍‌‌​ ​ ‌​‌​​‍‌‌​ ​‍​ ​‍​ ‍​​ ‍​​ ‌‌​ ‌‌‌‍‌​​ ​​​ ‌ ‌‍​‍‌‍​‍‌‍​ ​ ‍‌​ ‍‌‌‍​‌​ ‍‌‌‍‌‍​ ‌‌​ ​ ​ ​‌‌‍‌‍​ ‌‍​ ‌‍‌‍‌‍​ ​‍​ ​‍​ ​​​ ​​​ ​​‌‍​‍​ ‌‍​ ​ ​ ​‌​ ​​​‍‌‌​ ​‍​ ​‍​‍‌‌​ ‌‌‌​‌​​‍ ‍‌‍​ ‌‍ ‌‍ ‍‌ ‌​‌‍‌‌‌‍ ‍‌ ‌​​‍‌‌​ ‌‌‌​​‍‌‌ ‌‍‍ ‌‍‌‌‌ ‍‌​‍‌‌​ ​ ‌​‌​​‍‌‌​ ​ ‌​‌​​‍‌‌​ ​‍​ ​‍​ ​​​ ‍‌​ ‍​​ ​ ‌‍‌​‌‍​ ​ ‌ ‌‍​‍​ ‌​​ ‌​‌‍‌​‌‍​‍​‍‌‌​ ​‍​ ​‍​‍‌‌​ ‌‌‌​‌​​‍ ‍‌‍​ ‌‍‍​‌‍‍‌‌‍ ​‌‍‌​‌ ​‍‌‍‌‌‌‍ ‍​‍‌‌​ ‌‌‌​​‍‌‌ ‌‍‍ ‌‍‌‌‌ ‍‌​‍‌‌​ ​ ‌​‌​​‍‌‌​ ​ ‌​‌​​‍‌‌​ ​‍​ ​‍‌‍​‌‌‍‌​​ ​​​ ​ ​ ‍​‌‍‌‌​ ‌ ​ ​‌​ ‌‍‌‍​‌​ ‌​​ ‍​​‍‌‌​ ​‍​ ​‍​‍‌‌​ ‌‌‌​‌​​‍ ‍‌ ‌​‌‍‌‌‌ ‍​‌ ‌​​‍‌‍‌ ​​‌‍‌‌‌ ​‍‌ ​ ‌ ​​‌‍‌‌‌‍​ ‌ ‌​‌‍‍‌‌ ‌‍‌‍‌‌​ ‌‌ ​​‌ ‌‌‌‍​‍‌‍ ​‌‍‍‌‌ ​ ‌‍‍​‌‍‌‌‌‍‌​​‍​‍‌ ‌
Board​​​​‌ ‍ ​‍​‍‌‍ ‌ ​‍‌‍‍‌‌‍‌ ‌‍‍‌‌‍ ‍​‍​‍​ ‍‍​‍​‍‌ ​ ‌‍​‌‌‍ ‍‌‍‍‌‌ ‌​‌ ‍‌​‍ ‍‌‍‍‌‌‍ ​‍​‍​‍ ​​‍​‍‌‍‍​‌ ​‍‌‍‌‌‌‍‌‍​‍​‍​ ‍‍​‍​‍‌‍‍​‌ ‌​‌ ‌​‌ ​​​ ‍‍​‍ ​‍ ‌‍ ​‌‍ ‌‍​ ‌‍​‌‌‍ ​‌‍‍​‌‍ ‌ ​ ‌ ‌​​ ‍‍​ ​ ​ ​ ​ ​ ​ ​ ​‍ ‌‍‍‌‌‍ ‍‌ ‌​‌‍‌‌‌‍ ‍‌ ‌​​‍ ‌‍‌‌‌‍‌​‌‍‍‌‌ ‌​​‍ ‌‍ ‌‌‍ ‌‍‌​‌‍‌‌​ ‌‌ ​​‌ ​‍‌‍‌‌‌ ​ ‌‍‌‌‌‍ ‍‌ ‌​‌‍​‌‌ ‌​‌‍‍‌‌‍ ‌‍ ‍​ ‍ ‌‍‍‌‌‍‌​​ ‌​ ​ ​ ‌ ‌‍‌​​ ‍‌​ ‌​​ ​​​ ‍‌​ ​ ​‍ ‌​ ​ ‌‍‌‍​ ‌ ​ ‌​​‍ ‌​ ‌​​ ​‍‌‍​‌​ ‌ ​‍ ‌​ ‍‌‌‍​‌‌‍‌‍‌‍‌‍​‍ ‌​ ‍​​ ‌ ​ ​‌‌‍​‍​ ‌‌‌‍​‍‌‍‌​‌‍‌‍​ ​ ‌‍​ ​ ‍​​ ​‌​ ‍ ‌ ‌​‌ ‍‌‌ ​​‌‍‌‌​ ‌‌ ​​‌‍​‌‌‍‌ ‌‍‌‌​ ‍ ‌ ​​‌‍​‌‌ ‌​‌‍‍​​ ‌‌ ​ ‌‍‌‌‌‍​ ‌ ‌​‌‍‍‌‌‍ ‌‍ ‍‌ ​ ​‍‌‌​ ‌‌‌​​‍‌‌ ‌‍‍ ‌‍‌‌‌ ‍‌​‍‌‌​ ​ ‌​‌​​‍‌‌​ ​ ‌​‌​​‍‌‌​ ​‍​ ​‍‌‍‌‌​ ​‌​ ​​‌‍​‍​ ‌ ‌‍‌‍‌‍​ ​ ‌​‌‍​ ‌‍​ ​ ‍​‌‍‌‍​‍‌‌​ ​‍​ ​‍​‍‌‌​ ‌‌‌​‌​​‍ ‍‌‍​ ‌‍ ‌‍ ​‌ ‌‌‌‍ ‌‌‍ ‍‌ ​ ​‍‌‌​ ‌‌‌​​‍‌‌ ‌‍‍ ‌‍‌‌‌ ‍‌​‍‌‌​ ​ ‌​‌​​‍‌‌​ ​ ‌​‌​​‍‌‌​ ​‍​ ​‍​ ‌ ​ ‌‍‌‍​‌‌‍​‌​ ‌‍​ ‍‌​ ‌​​ ​‍​ ​ ‌‍‌‍​ ‌ ‌‍​‌​‍‌‌​ ​‍​ ​‍​‍‌‌​ ‌‌‌​‌​​‍ ‍‌‍ ‍‌‍​‌‌‍ ‌‌‍‌‌​ ‌‍​‍‌‍​‌‌ ​ ‌‍‌‌‌‌‌‌‌ ​‍‌‍ ​​ ‌‌‍‍​‌ ‌​‌ ‌​‌ ​​​‍‌‌​ ​ ‌​​‌​‍‌‌​ ​‍‌​‌‍​‍‌‌​ ​‍‌​‌‍‌‍ ​‌‍ ‌‍​ ‌‍​‌‌‍ ​‌‍‍​‌‍ ‌ ​ ‌ ‌​​‍‌‌​ ​ ‌​​‌​ ​ ​ ​ ​ ​ ​ ​ ​‍‌‍‌‍‍‌‌‍‌​​ ‌​ ​ ​ ‌ ‌‍‌​​ ‍‌​ ‌​​ ​​​ ‍‌​ ​ ​‍ ‌​ ​ ‌‍‌‍​ ‌ ​ ‌​​‍ ‌​ ‌​​ ​‍‌‍​‌​ ‌ ​‍ ‌​ ‍‌‌‍​‌‌‍‌‍‌‍‌‍​‍ ‌​ ‍​​ ‌ ​ ​‌‌‍​‍​ ‌‌‌‍​‍‌‍‌​‌‍‌‍​ ​ ‌‍​ ​ ‍​​ ​‌​‍‌‍‌ ‌​‌ ‍‌‌ ​​‌‍‌‌​ ‌‌ ​​‌‍​‌‌‍‌ ‌‍‌‌​‍‌‍‌ ​​‌‍​‌‌ ‌​‌‍‍​​ ‌‌ ​ ‌‍‌‌‌‍​ ‌ ‌​‌‍‍‌‌‍ ‌‍ ‍‌ ​ ​‍‌‌​ ‌‌‌​​‍‌‌ ‌‍‍ ‌‍‌‌‌ ‍‌​‍‌‌​ ​ ‌​‌​​‍‌‌​ ​ ‌​‌​​‍‌‌​ ​‍​ ​‍‌‍‌‌​ ​‌​ ​​‌‍​‍​ ‌ ‌‍‌‍‌‍​ ​ ‌​‌‍​ ‌‍​ ​ ‍​‌‍‌‍​‍‌‌​ ​‍​ ​‍​‍‌‌​ ‌‌‌​‌​​‍ ‍‌‍​ ‌‍ ‌‍ ​‌ ‌‌‌‍ ‌‌‍ ‍‌ ​ ​‍‌‌​ ‌‌‌​​‍‌‌ ‌‍‍ ‌‍‌‌‌ ‍‌​‍‌‌​ ​ ‌​‌​​‍‌‌​ ​ ‌​‌​​‍‌‌​ ​‍​ ​‍​ ‌ ​ ‌‍‌‍​‌‌‍​‌​ ‌‍​ ‍‌​ ‌​​ ​‍​ ​ ‌‍‌‍​ ‌ ‌‍​‌​‍‌‌​ ​‍​ ​‍​‍‌‌​ ‌‌‌​‌​​‍ ‍‌‍ ‍‌‍​‌‌‍ ‌‌‍‌‌​‍‌‍‌ ​​‌‍‌‌‌ ​‍‌ ​ ‌ ​​‌‍‌‌‌‍​ ‌ ‌​‌‍‍‌‌ ‌‍‌‍‌‌​ ‌‌ ​​‌ ‌‌‌‍​‍‌‍ ​‌‍‍‌‌ ​ ‌‍‍​‌‍‌‌‌‍‌​​‍​‍‌ ‌
Ross Garnaut​​​​‌ ‍ ​‍​‍‌‍ ‌ ​‍‌‍‍‌‌‍‌ ‌‍‍‌‌‍ ‍​‍​‍​ ‍‍​‍​‍‌ ​ ‌‍​‌‌‍ ‍‌‍‍‌‌ ‌​‌ ‍‌​‍ ‍‌‍‍‌‌‍ ​‍​‍​‍ ​​‍​‍‌‍‍​‌ ​‍‌‍‌‌‌‍‌‍​‍​‍​ ‍‍​‍​‍‌‍‍​‌ ‌​‌ ‌​‌ ​​​ ‍‍​‍ ​‍ ‌‍ ​‌‍ ‌‍​ ‌‍​‌‌‍ ​‌‍‍​‌‍ ‌ ​ ‌ ‌​​ ‍‍​ ​ ​ ​ ​ ​ ​ ​ ​‍ ‌‍‍‌‌‍ ‍‌ ‌​‌‍‌‌‌‍ ‍‌ ‌​​‍ ‌‍‌‌‌‍‌​‌‍‍‌‌ ‌​​‍ ‌‍ ‌‌‍ ‌‍‌​‌‍‌‌​ ‌‌ ​​‌ ​‍‌‍‌‌‌ ​ ‌‍‌‌‌‍ ‍‌ ‌​‌‍​‌‌ ‌​‌‍‍‌‌‍ ‌‍ ‍​ ‍ ‌‍‍‌‌‍‌​​ ‌‌‍​‌​ ​ ‌‍‌‌‌‍​‌‌‍‌‍‌‍​‍​ ‌‌​ ​ ​‍ ‌‌‍​‌​ ‌‌​ ‌​​ ​‍​‍ ‌​ ‌​​ ​‌‌‍​‌​ ‌​​‍ ‌​ ‍​‌‍‌‍‌‍‌​‌‍‌‍​‍ ‌​ ​‍​ ​ ​ ‍​‌‍​ ‌‍​ ​ ‌‍​ ‍‌‌‍​‌​ ​ ‌‍‌​​ ​‍‌‍‌‌​ ‍ ‌ ‌​‌ ‍‌‌ ​​‌‍‌‌​ ‌‌‍​‌‌ ‌‌‌ ‌​‌‍‍​‌‍ ‌ ​‍​ ‍ ‌ ​​‌‍​‌‌ ‌​‌‍‍​​ ‌‌‍ ‍‌‍​‌‌‍ ‌‌‍‌‌​ ‌‍​‍‌‍​‌‌ ​ ‌‍‌‌‌‌‌‌‌ ​‍‌‍ ​​ ‌‌‍‍​‌ ‌​‌ ‌​‌ ​​​‍‌‌​ ​ ‌​​‌​‍‌‌​ ​‍‌​‌‍​‍‌‌​ ​‍‌​‌‍‌‍ ​‌‍ ‌‍​ ‌‍​‌‌‍ ​‌‍‍​‌‍ ‌ ​ ‌ ‌​​‍‌‌​ ​ ‌​​‌​ ​ ​ ​ ​ ​ ​ ​ ​‍‌‍‌‍‍‌‌‍‌​​ ‌‌‍​‌​ ​ ‌‍‌‌‌‍​‌‌‍‌‍‌‍​‍​ ‌‌​ ​ ​‍ ‌‌‍​‌​ ‌‌​ ‌​​ ​‍​‍ ‌​ ‌​​ ​‌‌‍​‌​ ‌​​‍ ‌​ ‍​‌‍‌‍‌‍‌​‌‍‌‍​‍ ‌​ ​‍​ ​ ​ ‍​‌‍​ ‌‍​ ​ ‌‍​ ‍‌‌‍​‌​ ​ ‌‍‌​​ ​‍‌‍‌‌​‍‌‍‌ ‌​‌ ‍‌‌ ​​‌‍‌‌​ ‌‌‍​‌‌ ‌‌‌ ‌​‌‍‍​‌‍ ‌ ​‍​‍‌‍‌ ​​‌‍​‌‌ ‌​‌‍‍​​ ‌‌‍ ‍‌‍​‌‌‍ ‌‌‍‌‌​‍‌‍‌ ​​‌‍‌‌‌ ​‍‌ ​ ‌ ​​‌‍‌‌‌‍​ ‌ ‌​‌‍‍‌‌ ‌‍‌‍‌‌​ ‌‌ ​​‌ ‌‌‌‍​‍‌‍ ​‌‍‍‌‌ ​ ‌‍‍​‌‍‌‌‌‍‌​​‍​‍‌ ‌
Director​​​​‌ ‍ ​‍​‍‌‍ ‌ ​‍‌‍‍‌‌‍‌ ‌‍‍‌‌‍ ‍​‍​‍​ ‍‍​‍​‍‌ ​ ‌‍​‌‌‍ ‍‌‍‍‌‌ ‌​‌ ‍‌​‍ ‍‌‍‍‌‌‍ ​‍​‍​‍ ​​‍​‍‌‍‍​‌ ​‍‌‍‌‌‌‍‌‍​‍​‍​ ‍‍​‍​‍‌‍‍​‌ ‌​‌ ‌​‌ ​​​ ‍‍​‍ ​‍ ‌‍ ​‌‍ ‌‍​ ‌‍​‌‌‍ ​‌‍‍​‌‍ ‌ ​ ‌ ‌​​ ‍‍​ ​ ​ ​ ​ ​ ​ ​ ​‍ ‌‍‍‌‌‍ ‍‌ ‌​‌‍‌‌‌‍ ‍‌ ‌​​‍ ‌‍‌‌‌‍‌​‌‍‍‌‌ ‌​​‍ ‌‍ ‌‌‍ ‌‍‌​‌‍‌‌​ ‌‌ ​​‌ ​‍‌‍‌‌‌ ​ ‌‍‌‌‌‍ ‍‌ ‌​‌‍​‌‌ ‌​‌‍‍‌‌‍ ‌‍ ‍​ ‍ ‌‍‍‌‌‍‌​​ ‌‌‍​‌​ ​ ‌‍‌‌‌‍​‌‌‍‌‍‌‍​‍​ ‌‌​ ​ ​‍ ‌‌‍​‌​ ‌‌​ ‌​​ ​‍​‍ ‌​ ‌​​ ​‌‌‍​‌​ ‌​​‍ ‌​ ‍​‌‍‌‍‌‍‌​‌‍‌‍​‍ ‌​ ​‍​ ​ ​ ‍​‌‍​ ‌‍​ ​ ‌‍​ ‍‌‌‍​‌​ ​ ‌‍‌​​ ​‍‌‍‌‌​ ‍ ‌ ‌​‌ ‍‌‌ ​​‌‍‌‌​ ‌‌‍​‌‌ ‌‌‌ ‌​‌‍‍​‌‍ ‌ ​‍​ ‍ ‌ ​​‌‍​‌‌ ‌​‌‍‍​​ ‌‌ ‌​‌‍‍‌‌ ‌​‌‍ ​‌‍‌‌​ ‌‍​‍‌‍​‌‌ ​ ‌‍‌‌‌‌‌‌‌ ​‍‌‍ ​​ ‌‌‍‍​‌ ‌​‌ ‌​‌ ​​​‍‌‌​ ​ ‌​​‌​‍‌‌​ ​‍‌​‌‍​‍‌‌​ ​‍‌​‌‍‌‍ ​‌‍ ‌‍​ ‌‍​‌‌‍ ​‌‍‍​‌‍ ‌ ​ ‌ ‌​​‍‌‌​ ​ ‌​​‌​ ​ ​ ​ ​ ​ ​ ​ ​‍‌‍‌‍‍‌‌‍‌​​ ‌‌‍​‌​ ​ ‌‍‌‌‌‍​‌‌‍‌‍‌‍​‍​ ‌‌​ ​ ​‍ ‌‌‍​‌​ ‌‌​ ‌​​ ​‍​‍ ‌​ ‌​​ ​‌‌‍​‌​ ‌​​‍ ‌​ ‍​‌‍‌‍‌‍‌​‌‍‌‍​‍ ‌​ ​‍​ ​ ​ ‍​‌‍​ ‌‍​ ​ ‌‍​ ‍‌‌‍​‌​ ​ ‌‍‌​​ ​‍‌‍‌‌​‍‌‍‌ ‌​‌ ‍‌‌ ​​‌‍‌‌​ ‌‌‍​‌‌ ‌‌‌ ‌​‌‍‍​‌‍ ‌ ​‍​‍‌‍‌ ​​‌‍​‌‌ ‌​‌‍‍​​ ‌‌ ‌​‌‍‍‌‌ ‌​‌‍ ​‌‍‌‌​‍‌‍‌ ​​‌‍‌‌‌ ​‍‌ ​ ‌ ​​‌‍‌‌‌‍​ ‌ ‌​‌‍‍‌‌ ‌‍‌‍‌‌​ ‌‌ ​​‌ ‌‌‌‍​‍‌‍ ​‌‍‍‌‌ ​ ‌‍‍​‌‍‌‌‌‍‌​​‍​‍‌ ‌
Ross Garnaut AC is a renowned economist specialising in development, economic policy and international relations. He is Professor Emeritus at the University of Melbourne and a Fellow of the Australian
Academy of Sciences. His contributions to trade policy and climate change have made him a trusted adviser to successive Australian governments.​​​​‌ ‍ ​‍​‍‌‍ ‌ ​‍‌‍‍‌‌‍‌ ‌‍‍‌‌‍ ‍​‍​‍​ ‍‍​‍​‍‌ ​ ‌‍​‌‌‍ ‍‌‍‍‌‌ ‌​‌ ‍‌​‍ ‍‌‍‍‌‌‍ ​‍​‍​‍ ​​‍​‍‌‍‍​‌ ​‍‌‍‌‌‌‍‌‍​‍​‍​ ‍‍​‍​‍‌‍‍​‌ ‌​‌ ‌​‌ ​​​ ‍‍​‍ ​‍ ‌‍ ​‌‍ ‌‍​ ‌‍​‌‌‍ ​‌‍‍​‌‍ ‌ ​ ‌ ‌​​ ‍‍​ ​ ​ ​ ​ ​ ​ ​ ​‍ ‌‍‍‌‌‍ ‍‌ ‌​‌‍‌‌‌‍ ‍‌ ‌​​‍ ‌‍‌‌‌‍‌​‌‍‍‌‌ ‌​​‍ ‌‍ ‌‌‍ ‌‍‌​‌‍‌‌​ ‌‌ ​​‌ ​‍‌‍‌‌‌ ​ ‌‍‌‌‌‍ ‍‌ ‌​‌‍​‌‌ ‌​‌‍‍‌‌‍ ‌‍ ‍​ ‍ ‌‍‍‌‌‍‌​​ ‌‌‍​‌​ ​ ‌‍‌‌‌‍​‌‌‍‌‍‌‍​‍​ ‌‌​ ​ ​‍ ‌‌‍​‌​ ‌‌​ ‌​​ ​‍​‍ ‌​ ‌​​ ​‌‌‍​‌​ ‌​​‍ ‌​ ‍​‌‍‌‍‌‍‌​‌‍‌‍​‍ ‌​ ​‍​ ​ ​ ‍​‌‍​ ‌‍​ ​ ‌‍​ ‍‌‌‍​‌​ ​ ‌‍‌​​ ​‍‌‍‌‌​ ‍ ‌ ‌​‌ ‍‌‌ ​​‌‍‌‌​ ‌‌‍​‌‌ ‌‌‌ ‌​‌‍‍​‌‍ ‌ ​‍​ ‍ ‌ ​​‌‍​‌‌ ‌​‌‍‍​​ ‌‌‍‌​‌‍‌‌‌ ​ ‌‍​ ‌ ​‍‌‍‍‌‌ ​​‌ ‌​‌‍‍‌‌‍ ‌‍ ‍​ ‌‍​‍‌‍​‌‌ ​ ‌‍‌‌‌‌‌‌‌ ​‍‌‍ ​​ ‌‌‍‍​‌ ‌​‌ ‌​‌ ​​​‍‌‌​ ​ ‌​​‌​‍‌‌​ ​‍‌​‌‍​‍‌‌​ ​‍‌​‌‍‌‍ ​‌‍ ‌‍​ ‌‍​‌‌‍ ​‌‍‍​‌‍ ‌ ​ ‌ ‌​​‍‌‌​ ​ ‌​​‌​ ​ ​ ​ ​ ​ ​ ​ ​‍‌‍‌‍‍‌‌‍‌​​ ‌‌‍​‌​ ​ ‌‍‌‌‌‍​‌‌‍‌‍‌‍​‍​ ‌‌​ ​ ​‍ ‌‌‍​‌​ ‌‌​ ‌​​ ​‍​‍ ‌​ ‌​​ ​‌‌‍​‌​ ‌​​‍ ‌​ ‍​‌‍‌‍‌‍‌​‌‍‌‍​‍ ‌​ ​‍​ ​ ​ ‍​‌‍​ ‌‍​ ​ ‌‍​ ‍‌‌‍​‌​ ​ ‌‍‌​​ ​‍‌‍‌‌​‍‌‍‌ ‌​‌ ‍‌‌ ​​‌‍‌‌​ ‌‌‍​‌‌ ‌‌‌ ‌​‌‍‍​‌‍ ‌ ​‍​‍‌‍‌ ​​‌‍​‌‌ ‌​‌‍‍​​ ‌‌‍‌​‌‍‌‌‌ ​ ‌‍​ ‌ ​‍‌‍‍‌‌ ​​‌ ‌​‌‍‍‌‌‍ ‌‍ ‍​‍‌‍‌ ​​‌‍‌‌‌ ​‍‌ ​ ‌ ​​‌‍‌‌‌‍​ ‌ ‌​‌‍‍‌‌ ‌‍‌‍‌‌​ ‌‌ ​​‌ ‌‌‌‍​‍‌‍ ​‌‍‍‌‌ ​ ‌‍‍​‌‍‌‌‌‍‌​​‍​‍‌ ‌
Rod Sims​​​​‌ ‍ ​‍​‍‌‍ ‌ ​‍‌‍‍‌‌‍‌ ‌‍‍‌‌‍ ‍​‍​‍​ ‍‍​‍​‍‌ ​ ‌‍​‌‌‍ ‍‌‍‍‌‌ ‌​‌ ‍‌​‍ ‍‌‍‍‌‌‍ ​‍​‍​‍ ​​‍​‍‌‍‍​‌ ​‍‌‍‌‌‌‍‌‍​‍​‍​ ‍‍​‍​‍‌‍‍​‌ ‌​‌ ‌​‌ ​​​ ‍‍​‍ ​‍ ‌‍ ​‌‍ ‌‍​ ‌‍​‌‌‍ ​‌‍‍​‌‍ ‌ ​ ‌ ‌​​ ‍‍​ ​ ​ ​ ​ ​ ​ ​ ​‍ ‌‍‍‌‌‍ ‍‌ ‌​‌‍‌‌‌‍ ‍‌ ‌​​‍ ‌‍‌‌‌‍‌​‌‍‍‌‌ ‌​​‍ ‌‍ ‌‌‍ ‌‍‌​‌‍‌‌​ ‌‌ ​​‌ ​‍‌‍‌‌‌ ​ ‌‍‌‌‌‍ ‍‌ ‌​‌‍​‌‌ ‌​‌‍‍‌‌‍ ‌‍ ‍​ ‍ ‌‍‍‌‌‍‌​​ ‌​ ‌‌​ ‍​​ ‌‌​ ​‍‌‍‌​​ ‍‌​ ‌‍​ ‍​​‍ ‌​ ‍​​ ‍‌‌‍​‍​ ‌ ​‍ ‌​ ‌​​ ‍​​ ‌​‌‍‌‍​‍ ‌‌‍​‍​ ​‍​ ‍​​ ‌‍​‍ ‌​ ‍‌​ ‌‌​ ​‌‌‍​ ‌‍​‌​ ​ ​ ‍​​ ​‍‌‍​ ​ ​‌​ ‌​​ ‍‌​ ‍ ‌ ‌​‌ ‍‌‌ ​​‌‍‌‌​ ‌‌‍​‌‌ ‌‌‌ ‌​‌‍‍​‌‍ ‌ ​‍​ ‍ ‌ ​​‌‍​‌‌ ‌​‌‍‍​​ ‌‌‍ ‍‌‍​‌‌‍ ‌‌‍‌‌​ ‌‍​‍‌‍​‌‌ ​ ‌‍‌‌‌‌‌‌‌ ​‍‌‍ ​​ ‌‌‍‍​‌ ‌​‌ ‌​‌ ​​​‍‌‌​ ​ ‌​​‌​‍‌‌​ ​‍‌​‌‍​‍‌‌​ ​‍‌​‌‍‌‍ ​‌‍ ‌‍​ ‌‍​‌‌‍ ​‌‍‍​‌‍ ‌ ​ ‌ ‌​​‍‌‌​ ​ ‌​​‌​ ​ ​ ​ ​ ​ ​ ​ ​‍‌‍‌‍‍‌‌‍‌​​ ‌​ ‌‌​ ‍​​ ‌‌​ ​‍‌‍‌​​ ‍‌​ ‌‍​ ‍​​‍ ‌​ ‍​​ ‍‌‌‍​‍​ ‌ ​‍ ‌​ ‌​​ ‍​​ ‌​‌‍‌‍​‍ ‌‌‍​‍​ ​‍​ ‍​​ ‌‍​‍ ‌​ ‍‌​ ‌‌​ ​‌‌‍​ ‌‍​‌​ ​ ​ ‍​​ ​‍‌‍​ ​ ​‌​ ‌​​ ‍‌​‍‌‍‌ ‌​‌ ‍‌‌ ​​‌‍‌‌​ ‌‌‍​‌‌ ‌‌‌ ‌​‌‍‍​‌‍ ‌ ​‍​‍‌‍‌ ​​‌‍​‌‌ ‌​‌‍‍​​ ‌‌‍ ‍‌‍​‌‌‍ ‌‌‍‌‌​‍‌‍‌ ​​‌‍‌‌‌ ​‍‌ ​ ‌ ​​‌‍‌‌‌‍​ ‌ ‌​‌‍‍‌‌ ‌‍‌‍‌‌​ ‌‌ ​​‌ ‌‌‌‍​‍‌‍ ​‌‍‍‌‌ ​ ‌‍‍​‌‍‌‌‌‍‌​​‍​‍‌ ‌
Chair​​​​‌ ‍ ​‍​‍‌‍ ‌ ​‍‌‍‍‌‌‍‌ ‌‍‍‌‌‍ ‍​‍​‍​ ‍‍​‍​‍‌ ​ ‌‍​‌‌‍ ‍‌‍‍‌‌ ‌​‌ ‍‌​‍ ‍‌‍‍‌‌‍ ​‍​‍​‍ ​​‍​‍‌‍‍​‌ ​‍‌‍‌‌‌‍‌‍​‍​‍​ ‍‍​‍​‍‌‍‍​‌ ‌​‌ ‌​‌ ​​​ ‍‍​‍ ​‍ ‌‍ ​‌‍ ‌‍​ ‌‍​‌‌‍ ​‌‍‍​‌‍ ‌ ​ ‌ ‌​​ ‍‍​ ​ ​ ​ ​ ​ ​ ​ ​‍ ‌‍‍‌‌‍ ‍‌ ‌​‌‍‌‌‌‍ ‍‌ ‌​​‍ ‌‍‌‌‌‍‌​‌‍‍‌‌ ‌​​‍ ‌‍ ‌‌‍ ‌‍‌​‌‍‌‌​ ‌‌ ​​‌ ​‍‌‍‌‌‌ ​ ‌‍‌‌‌‍ ‍‌ ‌​‌‍​‌‌ ‌​‌‍‍‌‌‍ ‌‍ ‍​ ‍ ‌‍‍‌‌‍‌​​ ‌​ ‌‌​ ‍​​ ‌‌​ ​‍‌‍‌​​ ‍‌​ ‌‍​ ‍​​‍ ‌​ ‍​​ ‍‌‌‍​‍​ ‌ ​‍ ‌​ ‌​​ ‍​​ ‌​‌‍‌‍​‍ ‌‌‍​‍​ ​‍​ ‍​​ ‌‍​‍ ‌​ ‍‌​ ‌‌​ ​‌‌‍​ ‌‍​‌​ ​ ​ ‍​​ ​‍‌‍​ ​ ​‌​ ‌​​ ‍‌​ ‍ ‌ ‌​‌ ‍‌‌ ​​‌‍‌‌​ ‌‌‍​‌‌ ‌‌‌ ‌​‌‍‍​‌‍ ‌ ​‍​ ‍ ‌ ​​‌‍​‌‌ ‌​‌‍‍​​ ‌‌ ‌​‌‍‍‌‌ ‌​‌‍ ​‌‍‌‌​ ‌‍​‍‌‍​‌‌ ​ ‌‍‌‌‌‌‌‌‌ ​‍‌‍ ​​ ‌‌‍‍​‌ ‌​‌ ‌​‌ ​​​‍‌‌​ ​ ‌​​‌​‍‌‌​ ​‍‌​‌‍​‍‌‌​ ​‍‌​‌‍‌‍ ​‌‍ ‌‍​ ‌‍​‌‌‍ ​‌‍‍​‌‍ ‌ ​ ‌ ‌​​‍‌‌​ ​ ‌​​‌​ ​ ​ ​ ​ ​ ​ ​ ​‍‌‍‌‍‍‌‌‍‌​​ ‌​ ‌‌​ ‍​​ ‌‌​ ​‍‌‍‌​​ ‍‌​ ‌‍​ ‍​​‍ ‌​ ‍​​ ‍‌‌‍​‍​ ‌ ​‍ ‌​ ‌​​ ‍​​ ‌​‌‍‌‍​‍ ‌‌‍​‍​ ​‍​ ‍​​ ‌‍​‍ ‌​ ‍‌​ ‌‌​ ​‌‌‍​ ‌‍​‌​ ​ ​ ‍​​ ​‍‌‍​ ​ ​‌​ ‌​​ ‍‌​‍‌‍‌ ‌​‌ ‍‌‌ ​​‌‍‌‌​ ‌‌‍​‌‌ ‌‌‌ ‌​‌‍‍​‌‍ ‌ ​‍​‍‌‍‌ ​​‌‍​‌‌ ‌​‌‍‍​​ ‌‌ ‌​‌‍‍‌‌ ‌​‌‍ ​‌‍‌‌​‍‌‍‌ ​​‌‍‌‌‌ ​‍‌ ​ ‌ ​​‌‍‌‌‌‍​ ‌ ‌​‌‍‍‌‌ ‌‍‌‍‌‌​ ‌‌ ​​‌ ‌‌‌‍​‍‌‍ ​‌‍‍‌‌ ​ ‌‍‍​‌‍‌‌‌‍‌​​‍​‍‌ ‌, The Superpower Institute​​​​‌ ‍ ​‍​‍‌‍ ‌ ​‍‌‍‍‌‌‍‌ ‌‍‍‌‌‍ ‍​‍​‍​ ‍‍​‍​‍‌ ​ ‌‍​‌‌‍ ‍‌‍‍‌‌ ‌​‌ ‍‌​‍ ‍‌‍‍‌‌‍ ​‍​‍​‍ ​​‍​‍‌‍‍​‌ ​‍‌‍‌‌‌‍‌‍​‍​‍​ ‍‍​‍​‍‌‍‍​‌ ‌​‌ ‌​‌ ​​​ ‍‍​‍ ​‍ ‌‍ ​‌‍ ‌‍​ ‌‍​‌‌‍ ​‌‍‍​‌‍ ‌ ​ ‌ ‌​​ ‍‍​ ​ ​ ​ ​ ​ ​ ​ ​‍ ‌‍‍‌‌‍ ‍‌ ‌​‌‍‌‌‌‍ ‍‌ ‌​​‍ ‌‍‌‌‌‍‌​‌‍‍‌‌ ‌​​‍ ‌‍ ‌‌‍ ‌‍‌​‌‍‌‌​ ‌‌ ​​‌ ​‍‌‍‌‌‌ ​ ‌‍‌‌‌‍ ‍‌ ‌​‌‍​‌‌ ‌​‌‍‍‌‌‍ ‌‍ ‍​ ‍ ‌‍‍‌‌‍‌​​ ‌​ ‍​‌‍​ ​ ‍​​ ‍​​ ‍‌​ ‌‍‌‍‌‌‌‍​‍​‍ ‌​ ‌‌​ ​​​ ‌​‌‍​ ​‍ ‌​ ‌​​ ​‌​ ​ ‌‍‌‍​‍ ‌‌‍​‌​ ‍‌‌‍​ ‌‍​‍​‍ ‌‌‍‌‌‌‍‌‌​ ‍​‌‍​‌​ ​‌​ ‌‍​ ‍‌​ ‍‌​ ​​​ ​​​ ‍‌​ ​ ​ ‍ ‌ ‌​‌ ‍‌‌ ​​‌‍‌‌​ ‌‌‍ ‌ ​‍‌‍‌ ‌‍​‌‌‍ ‍‌‍‍‌‌ ​ ‌‍​‌‌ ‌​‌‍‍‌‌‍ ‌‍ ‍​ ‍ ‌ ​​‌‍​‌‌ ‌​‌‍‍​​ ‌‌‍ ‍‌‍​‌‌‍ ‌‌‍‌‌​ ‌‍​‍‌‍​‌‌ ​ ‌‍‌‌‌‌‌‌‌ ​‍‌‍ ​​ ‌‌‍‍​‌ ‌​‌ ‌​‌ ​​​‍‌‌​ ​ ‌​​‌​‍‌‌​ ​‍‌​‌‍​‍‌‌​ ​‍‌​‌‍‌‍ ​‌‍ ‌‍​ ‌‍​‌‌‍ ​‌‍‍​‌‍ ‌ ​ ‌ ‌​​‍‌‌​ ​ ‌​​‌​ ​ ​ ​ ​ ​ ​ ​ ​‍‌‍‌‍‍‌‌‍‌​​ ‌​ ‍​‌‍​ ​ ‍​​ ‍​​ ‍‌​ ‌‍‌‍‌‌‌‍​‍​‍ ‌​ ‌‌​ ​​​ ‌​‌‍​ ​‍ ‌​ ‌​​ ​‌​ ​ ‌‍‌‍​‍ ‌‌‍​‌​ ‍‌‌‍​ ‌‍​‍​‍ ‌‌‍‌‌‌‍‌‌​ ‍​‌‍​‌​ ​‌​ ‌‍​ ‍‌​ ‍‌​ ​​​ ​​​ ‍‌​ ​ ​‍‌‍‌ ‌​‌ ‍‌‌ ​​‌‍‌‌​ ‌‌‍ ‌ ​‍‌‍‌ ‌‍​‌‌‍ ‍‌‍‍‌‌ ​ ‌‍​‌‌ ‌​‌‍‍‌‌‍ ‌‍ ‍​‍‌‍‌ ​​‌‍​‌‌ ‌​‌‍‍​​ ‌‌‍ ‍‌‍​‌‌‍ ‌‌‍‌‌​‍‌‍‌ ​​‌‍‌‌‌ ​‍‌ ​ ‌ ​​‌‍‌‌‌‍​ ‌ ‌​‌‍‍‌‌ ‌‍‌‍‌‌​ ‌‌ ​​‌ ‌‌‌‍​‍‌‍ ​‌‍‍‌‌ ​ ‌‍‍​‌‍‌‌‌‍‌​​‍​‍‌ ‌
Rod Sims is Enterprise Professor at the Melbourne Institute of Applied Economic and Social Research, Faculty of Business and Economics, University of Melbourne, and Chair of The Superpower Institute. He
previously chaired the ACCC (2011-2022), served as Deputy Secretary (Economic) in the Department of Prime Minister and Cabinet, and Principal Economic Adviser to PM Bob Hawke (1988-1990). ​​​​‌ ‍ ​‍​‍‌‍ ‌ ​‍‌‍‍‌‌‍‌ ‌‍‍‌‌‍ ‍​‍​‍​ ‍‍​‍​‍‌ ​ ‌‍​‌‌‍ ‍‌‍‍‌‌ ‌​‌ ‍‌​‍ ‍‌‍‍‌‌‍ ​‍​‍​‍ ​​‍​‍‌‍‍​‌ ​‍‌‍‌‌‌‍‌‍​‍​‍​ ‍‍​‍​‍‌‍‍​‌ ‌​‌ ‌​‌ ​​​ ‍‍​‍ ​‍ ‌‍ ​‌‍ ‌‍​ ‌‍​‌‌‍ ​‌‍‍​‌‍ ‌ ​ ‌ ‌​​ ‍‍​ ​ ​ ​ ​ ​ ​ ​ ​‍ ‌‍‍‌‌‍ ‍‌ ‌​‌‍‌‌‌‍ ‍‌ ‌​​‍ ‌‍‌‌‌‍‌​‌‍‍‌‌ ‌​​‍ ‌‍ ‌‌‍ ‌‍‌​‌‍‌‌​ ‌‌ ​​‌ ​‍‌‍‌‌‌ ​ ‌‍‌‌‌‍ ‍‌ ‌​‌‍​‌‌ ‌​‌‍‍‌‌‍ ‌‍ ‍​ ‍ ‌‍‍‌‌‍‌​​ ‌​ ‌‌​ ‍​​ ‌‌​ ​‍‌‍‌​​ ‍‌​ ‌‍​ ‍​​‍ ‌​ ‍​​ ‍‌‌‍​‍​ ‌ ​‍ ‌​ ‌​​ ‍​​ ‌​‌‍‌‍​‍ ‌‌‍​‍​ ​‍​ ‍​​ ‌‍​‍ ‌​ ‍‌​ ‌‌​ ​‌‌‍​ ‌‍​‌​ ​ ​ ‍​​ ​‍‌‍​ ​ ​‌​ ‌​​ ‍‌​ ‍ ‌ ‌​‌ ‍‌‌ ​​‌‍‌‌​ ‌‌‍​‌‌ ‌‌‌ ‌​‌‍‍​‌‍ ‌ ​‍​ ‍ ‌ ​​‌‍​‌‌ ‌​‌‍‍​​ ‌‌‍‌​‌‍‌‌‌ ​ ‌‍​ ‌ ​‍‌‍‍‌‌ ​​‌ ‌​‌‍‍‌‌‍ ‌‍ ‍​ ‌‍​‍‌‍​‌‌ ​ ‌‍‌‌‌‌‌‌‌ ​‍‌‍ ​​ ‌‌‍‍​‌ ‌​‌ ‌​‌ ​​​‍‌‌​ ​ ‌​​‌​‍‌‌​ ​‍‌​‌‍​‍‌‌​ ​‍‌​‌‍‌‍ ​‌‍ ‌‍​ ‌‍​‌‌‍ ​‌‍‍​‌‍ ‌ ​ ‌ ‌​​‍‌‌​ ​ ‌​​‌​ ​ ​ ​ ​ ​ ​ ​ ​‍‌‍‌‍‍‌‌‍‌​​ ‌​ ‌‌​ ‍​​ ‌‌​ ​‍‌‍‌​​ ‍‌​ ‌‍​ ‍​​‍ ‌​ ‍​​ ‍‌‌‍​‍​ ‌ ​‍ ‌​ ‌​​ ‍​​ ‌​‌‍‌‍​‍ ‌‌‍​‍​ ​‍​ ‍​​ ‌‍​‍ ‌​ ‍‌​ ‌‌​ ​‌‌‍​ ‌‍​‌​ ​ ​ ‍​​ ​‍‌‍​ ​ ​‌​ ‌​​ ‍‌​‍‌‍‌ ‌​‌ ‍‌‌ ​​‌‍‌‌​ ‌‌‍​‌‌ ‌‌‌ ‌​‌‍‍​‌‍ ‌ ​‍​‍‌‍‌ ​​‌‍​‌‌ ‌​‌‍‍​​ ‌‌‍‌​‌‍‌‌‌ ​ ‌‍​ ‌ ​‍‌‍‍‌‌ ​​‌ ‌​‌‍‍‌‌‍ ‌‍ ‍​‍‌‍‌ ​​‌‍‌‌‌ ​‍‌ ​ ‌ ​​‌‍‌‌‌‍​ ‌ ‌​‌‍‍‌‌ ‌‍‌‍‌‌​ ‌‌ ​​‌ ‌‌‌‍​‍‌‍ ​‌‍‍‌‌ ​ ‌‍‍​‌‍‌‌‌‍‌​​‍​‍‌ ‌
Susannah Powell​​​​‌ ‍ ​‍​‍‌‍ ‌ ​‍‌‍‍‌‌‍‌ ‌‍‍‌‌‍ ‍​‍​‍​ ‍‍​‍​‍‌ ​ ‌‍​‌‌‍ ‍‌‍‍‌‌ ‌​‌ ‍‌​‍ ‍‌‍‍‌‌‍ ​‍​‍​‍ ​​‍​‍‌‍‍​‌ ​‍‌‍‌‌‌‍‌‍​‍​‍​ ‍‍​‍​‍‌‍‍​‌ ‌​‌ ‌​‌ ​​​ ‍‍​‍ ​‍ ‌‍ ​‌‍ ‌‍​ ‌‍​‌‌‍ ​‌‍‍​‌‍ ‌ ​ ‌ ‌​​ ‍‍​ ​ ​ ​ ​ ​ ​ ​ ​‍ ‌‍‍‌‌‍ ‍‌ ‌​‌‍‌‌‌‍ ‍‌ ‌​​‍ ‌‍‌‌‌‍‌​‌‍‍‌‌ ‌​​‍ ‌‍ ‌‌‍ ‌‍‌​‌‍‌‌​ ‌‌ ​​‌ ​‍‌‍‌‌‌ ​ ‌‍‌‌‌‍ ‍‌ ‌​‌‍​‌‌ ‌​‌‍‍‌‌‍ ‌‍ ‍​ ‍ ‌‍‍‌‌‍‌​​ ‌‌‍‌‍‌‍‌‌​ ‍‌​ ‌‌​ ‌‌​ ‌‍​ ‍​​ ​‌​‍ ‌‌‍‌‍​ ‌ ​ ‌‌​ ‌​​‍ ‌​ ‌​​ ‌‌​ ‌ ​ ‍‌​‍ ‌‌‍​‌​ ​ ‌‍‌‍​ ‍​​‍ ‌‌‍‌‌​ ​‍​ ‌​‌‍​‌‌‍‌‌‌‍‌‌​ ‌‌​ ​‌​ ​‌‌‍​‍​ ​‍​ ‌ ​ ‍ ‌ ‌​‌ ‍‌‌ ​​‌‍‌‌​ ‌‌‍​‌‌ ‌‌‌ ‌​‌‍‍​‌‍ ‌ ​‍​ ‍ ‌ ​​‌‍​‌‌ ‌​‌‍‍​​ ‌‌‍ ‍‌‍​‌‌‍ ‌‌‍‌‌​ ‌‍​‍‌‍​‌‌ ​ ‌‍‌‌‌‌‌‌‌ ​‍‌‍ ​​ ‌‌‍‍​‌ ‌​‌ ‌​‌ ​​​‍‌‌​ ​ ‌​​‌​‍‌‌​ ​‍‌​‌‍​‍‌‌​ ​‍‌​‌‍‌‍ ​‌‍ ‌‍​ ‌‍​‌‌‍ ​‌‍‍​‌‍ ‌ ​ ‌ ‌​​‍‌‌​ ​ ‌​​‌​ ​ ​ ​ ​ ​ ​ ​ ​‍‌‍‌‍‍‌‌‍‌​​ ‌‌‍‌‍‌‍‌‌​ ‍‌​ ‌‌​ ‌‌​ ‌‍​ ‍​​ ​‌​‍ ‌‌‍‌‍​ ‌ ​ ‌‌​ ‌​​‍ ‌​ ‌​​ ‌‌​ ‌ ​ ‍‌​‍ ‌‌‍​‌​ ​ ‌‍‌‍​ ‍​​‍ ‌‌‍‌‌​ ​‍​ ‌​‌‍​‌‌‍‌‌‌‍‌‌​ ‌‌​ ​‌​ ​‌‌‍​‍​ ​‍​ ‌ ​‍‌‍‌ ‌​‌ ‍‌‌ ​​‌‍‌‌​ ‌‌‍​‌‌ ‌‌‌ ‌​‌‍‍​‌‍ ‌ ​‍​‍‌‍‌ ​​‌‍​‌‌ ‌​‌‍‍​​ ‌‌‍ ‍‌‍​‌‌‍ ‌‌‍‌‌​‍‌‍‌ ​​‌‍‌‌‌ ​‍‌ ​ ‌ ​​‌‍‌‌‌‍​ ‌ ‌​‌‍‍‌‌ ‌‍‌‍‌‌​ ‌‌ ​​‌ ‌‌‌‍​‍‌‍ ​‌‍‍‌‌ ​ ‌‍‍​‌‍‌‌‌‍‌​​‍​‍‌ ‌
Director / Chief Operating Officer​​​​‌ ‍ ​‍​‍‌‍ ‌ ​‍‌‍‍‌‌‍‌ ‌‍‍‌‌‍ ‍​‍​‍​ ‍‍​‍​‍‌ ​ ‌‍​‌‌‍ ‍‌‍‍‌‌ ‌​‌ ‍‌​‍ ‍‌‍‍‌‌‍ ​‍​‍​‍ ​​‍​‍‌‍‍​‌ ​‍‌‍‌‌‌‍‌‍​‍​‍​ ‍‍​‍​‍‌‍‍​‌ ‌​‌ ‌​‌ ​​​ ‍‍​‍ ​‍ ‌‍ ​‌‍ ‌‍​ ‌‍​‌‌‍ ​‌‍‍​‌‍ ‌ ​ ‌ ‌​​ ‍‍​ ​ ​ ​ ​ ​ ​ ​ ​‍ ‌‍‍‌‌‍ ‍‌ ‌​‌‍‌‌‌‍ ‍‌ ‌​​‍ ‌‍‌‌‌‍‌​‌‍‍‌‌ ‌​​‍ ‌‍ ‌‌‍ ‌‍‌​‌‍‌‌​ ‌‌ ​​‌ ​‍‌‍‌‌‌ ​ ‌‍‌‌‌‍ ‍‌ ‌​‌‍​‌‌ ‌​‌‍‍‌‌‍ ‌‍ ‍​ ‍ ‌‍‍‌‌‍‌​​ ‌‌‍‌‍‌‍‌‌​ ‍‌​ ‌‌​ ‌‌​ ‌‍​ ‍​​ ​‌​‍ ‌‌‍‌‍​ ‌ ​ ‌‌​ ‌​​‍ ‌​ ‌​​ ‌‌​ ‌ ​ ‍‌​‍ ‌‌‍​‌​ ​ ‌‍‌‍​ ‍​​‍ ‌‌‍‌‌​ ​‍​ ‌​‌‍​‌‌‍‌‌‌‍‌‌​ ‌‌​ ​‌​ ​‌‌‍​‍​ ​‍​ ‌ ​ ‍ ‌ ‌​‌ ‍‌‌ ​​‌‍‌‌​ ‌‌‍​‌‌ ‌‌‌ ‌​‌‍‍​‌‍ ‌ ​‍​ ‍ ‌ ​​‌‍​‌‌ ‌​‌‍‍​​ ‌‌ ‌​‌‍‍‌‌ ‌​‌‍ ​‌‍‌‌​ ‌‍​‍‌‍​‌‌ ​ ‌‍‌‌‌‌‌‌‌ ​‍‌‍ ​​ ‌‌‍‍​‌ ‌​‌ ‌​‌ ​​​‍‌‌​ ​ ‌​​‌​‍‌‌​ ​‍‌​‌‍​‍‌‌​ ​‍‌​‌‍‌‍ ​‌‍ ‌‍​ ‌‍​‌‌‍ ​‌‍‍​‌‍ ‌ ​ ‌ ‌​​‍‌‌​ ​ ‌​​‌​ ​ ​ ​ ​ ​ ​ ​ ​‍‌‍‌‍‍‌‌‍‌​​ ‌‌‍‌‍‌‍‌‌​ ‍‌​ ‌‌​ ‌‌​ ‌‍​ ‍​​ ​‌​‍ ‌‌‍‌‍​ ‌ ​ ‌‌​ ‌​​‍ ‌​ ‌​​ ‌‌​ ‌ ​ ‍‌​‍ ‌‌‍​‌​ ​ ‌‍‌‍​ ‍​​‍ ‌‌‍‌‌​ ​‍​ ‌​‌‍​‌‌‍‌‌‌‍‌‌​ ‌‌​ ​‌​ ​‌‌‍​‍​ ​‍​ ‌ ​‍‌‍‌ ‌​‌ ‍‌‌ ​​‌‍‌‌​ ‌‌‍​‌‌ ‌‌‌ ‌​‌‍‍​‌‍ ‌ ​‍​‍‌‍‌ ​​‌‍​‌‌ ‌​‌‍‍​​ ‌‌ ‌​‌‍‍‌‌ ‌​‌‍ ​‌‍‌‌​‍‌‍‌ ​​‌‍‌‌‌ ​‍‌ ​ ‌ ​​‌‍‌‌‌‍​ ‌ ‌​‌‍‍‌‌ ‌‍‌‍‌‌​ ‌‌ ​​‌ ‌‌‌‍​‍‌‍ ​‌‍‍‌‌ ​ ‌‍‍​‌‍‌‌‌‍‌​​‍​‍‌ ‌
Susannah Powell has experience in energy technology and policy. She co-ordinated research at Melbourne Energy Institute and worked on industrial decarbonisation projects at ZEN Energy. She has an MBA
from Melbourne Business School.​​​​‌ ‍ ​‍​‍‌‍ ‌ ​‍‌‍‍‌‌‍‌ ‌‍‍‌‌‍ ‍​‍​‍​ ‍‍​‍​‍‌ ​ ‌‍​‌‌‍ ‍‌‍‍‌‌ ‌​‌ ‍‌​‍ ‍‌‍‍‌‌‍ ​‍​‍​‍ ​​‍​‍‌‍‍​‌ ​‍‌‍‌‌‌‍‌‍​‍​‍​ ‍‍​‍​‍‌‍‍​‌ ‌​‌ ‌​‌ ​​​ ‍‍​‍ ​‍ ‌‍ ​‌‍ ‌‍​ ‌‍​‌‌‍ ​‌‍‍​‌‍ ‌ ​ ‌ ‌​​ ‍‍​ ​ ​ ​ ​ ​ ​ ​ ​‍ ‌‍‍‌‌‍ ‍‌ ‌​‌‍‌‌‌‍ ‍‌ ‌​​‍ ‌‍‌‌‌‍‌​‌‍‍‌‌ ‌​​‍ ‌‍ ‌‌‍ ‌‍‌​‌‍‌‌​ ‌‌ ​​‌ ​‍‌‍‌‌‌ ​ ‌‍‌‌‌‍ ‍‌ ‌​‌‍​‌‌ ‌​‌‍‍‌‌‍ ‌‍ ‍​ ‍ ‌‍‍‌‌‍‌​​ ‌‌‍‌‍‌‍‌‌​ ‍‌​ ‌‌​ ‌‌​ ‌‍​ ‍​​ ​‌​‍ ‌‌‍‌‍​ ‌ ​ ‌‌​ ‌​​‍ ‌​ ‌​​ ‌‌​ ‌ ​ ‍‌​‍ ‌‌‍​‌​ ​ ‌‍‌‍​ ‍​​‍ ‌‌‍‌‌​ ​‍​ ‌​‌‍​‌‌‍‌‌‌‍‌‌​ ‌‌​ ​‌​ ​‌‌‍​‍​ ​‍​ ‌ ​ ‍ ‌ ‌​‌ ‍‌‌ ​​‌‍‌‌​ ‌‌‍​‌‌ ‌‌‌ ‌​‌‍‍​‌‍ ‌ ​‍​ ‍ ‌ ​​‌‍​‌‌ ‌​‌‍‍​​ ‌‌‍‌​‌‍‌‌‌ ​ ‌‍​ ‌ ​‍‌‍‍‌‌ ​​‌ ‌​‌‍‍‌‌‍ ‌‍ ‍​ ‌‍​‍‌‍​‌‌ ​ ‌‍‌‌‌‌‌‌‌ ​‍‌‍ ​​ ‌‌‍‍​‌ ‌​‌ ‌​‌ ​​​‍‌‌​ ​ ‌​​‌​‍‌‌​ ​‍‌​‌‍​‍‌‌​ ​‍‌​‌‍‌‍ ​‌‍ ‌‍​ ‌‍​‌‌‍ ​‌‍‍​‌‍ ‌ ​ ‌ ‌​​‍‌‌​ ​ ‌​​‌​ ​ ​ ​ ​ ​ ​ ​ ​‍‌‍‌‍‍‌‌‍‌​​ ‌‌‍‌‍‌‍‌‌​ ‍‌​ ‌‌​ ‌‌​ ‌‍​ ‍​​ ​‌​‍ ‌‌‍‌‍​ ‌ ​ ‌‌​ ‌​​‍ ‌​ ‌​​ ‌‌​ ‌ ​ ‍‌​‍ ‌‌‍​‌​ ​ ‌‍‌‍​ ‍​​‍ ‌‌‍‌‌​ ​‍​ ‌​‌‍​‌‌‍‌‌‌‍‌‌​ ‌‌​ ​‌​ ​‌‌‍​‍​ ​‍​ ‌ ​‍‌‍‌ ‌​‌ ‍‌‌ ​​‌‍‌‌​ ‌‌‍​‌‌ ‌‌‌ ‌​‌‍‍​‌‍ ‌ ​‍​‍‌‍‌ ​​‌‍​‌‌ ‌​‌‍‍​​ ‌‌‍‌​‌‍‌‌‌ ​ ‌‍​ ‌ ​‍‌‍‍‌‌ ​​‌ ‌​‌‍‍‌‌‍ ‌‍ ‍​‍‌‍‌ ​​‌‍‌‌‌ ​‍‌ ​ ‌ ​​‌‍‌‌‌‍​ ‌ ‌​‌‍‍‌‌ ‌‍‌‍‌‌​ ‌‌ ​​‌ ‌‌‌‍​‍‌‍ ​‌‍‍‌‌ ​ ‌‍‍​‌‍‌‌‌‍‌​​‍​‍‌ ‌
Simon Holmes à Court​​​​‌ ‍ ​‍​‍‌‍ ‌ ​‍‌‍‍‌‌‍‌ ‌‍‍‌‌‍ ‍​‍​‍​ ‍‍​‍​‍‌ ​ ‌‍​‌‌‍ ‍‌‍‍‌‌ ‌​‌ ‍‌​‍ ‍‌‍‍‌‌‍ ​‍​‍​‍ ​​‍​‍‌‍‍​‌ ​‍‌‍‌‌‌‍‌‍​‍​‍​ ‍‍​‍​‍‌‍‍​‌ ‌​‌ ‌​‌ ​​​ ‍‍​‍ ​‍ ‌‍ ​‌‍ ‌‍​ ‌‍​‌‌‍ ​‌‍‍​‌‍ ‌ ​ ‌ ‌​​ ‍‍​ ​ ​ ​ ​ ​ ​ ​ ​‍ ‌‍‍‌‌‍ ‍‌ ‌​‌‍‌‌‌‍ ‍‌ ‌​​‍ ‌‍‌‌‌‍‌​‌‍‍‌‌ ‌​​‍ ‌‍ ‌‌‍ ‌‍‌​‌‍‌‌​ ‌‌ ​​‌ ​‍‌‍‌‌‌ ​ ‌‍‌‌‌‍ ‍‌ ‌​‌‍​‌‌ ‌​‌‍‍‌‌‍ ‌‍ ‍​ ‍ ‌‍‍‌‌‍‌​​ ‌​ ‍​​ ‌ ‌‍​ ​ ​‌‌‍​‌​ ‌‍‌‍​‍​ ‌‌​‍ ‌‌‍​‌‌‍​ ‌‍‌‍​ ‌‌​‍ ‌​ ‌​​ ‍​​ ‍​‌‍​‌​‍ ‌‌‍​‌​ ‌‌​ ‌​​ ​ ​‍ ‌‌‍​‍​ ‍​​ ‌​‌‍​‍​ ​‍​ ‌‌​ ​‍‌‍​‌‌‍​‌‌‍​ ​ ‍‌​ ​​​ ‍ ‌ ‌​‌ ‍‌‌ ​​‌‍‌‌​ ‌‌‍​‌‌ ‌‌‌ ‌​‌‍‍​‌‍ ‌ ​‍​ ‍ ‌ ​​‌‍​‌‌ ‌​‌‍‍​​ ‌‌‍ ‍‌‍​‌‌‍ ‌‌‍‌‌​ ‌‍​‍‌‍​‌‌ ​ ‌‍‌‌‌‌‌‌‌ ​‍‌‍ ​​ ‌‌‍‍​‌ ‌​‌ ‌​‌ ​​​‍‌‌​ ​ ‌​​‌​‍‌‌​ ​‍‌​‌‍​‍‌‌​ ​‍‌​‌‍‌‍ ​‌‍ ‌‍​ ‌‍​‌‌‍ ​‌‍‍​‌‍ ‌ ​ ‌ ‌​​‍‌‌​ ​ ‌​​‌​ ​ ​ ​ ​ ​ ​ ​ ​‍‌‍‌‍‍‌‌‍‌​​ ‌​ ‍​​ ‌ ‌‍​ ​ ​‌‌‍​‌​ ‌‍‌‍​‍​ ‌‌​‍ ‌‌‍​‌‌‍​ ‌‍‌‍​ ‌‌​‍ ‌​ ‌​​ ‍​​ ‍​‌‍​‌​‍ ‌‌‍​‌​ ‌‌​ ‌​​ ​ ​‍ ‌‌‍​‍​ ‍​​ ‌​‌‍​‍​ ​‍​ ‌‌​ ​‍‌‍​‌‌‍​‌‌‍​ ​ ‍‌​ ​​​‍‌‍‌ ‌​‌ ‍‌‌ ​​‌‍‌‌​ ‌‌‍​‌‌ ‌‌‌ ‌​‌‍‍​‌‍ ‌ ​‍​‍‌‍‌ ​​‌‍​‌‌ ‌​‌‍‍​​ ‌‌‍ ‍‌‍​‌‌‍ ‌‌‍‌‌​‍‌‍‌ ​​‌‍‌‌‌ ​‍‌ ​ ‌ ​​‌‍‌‌‌‍​ ‌ ‌​‌‍‍‌‌ ‌‍‌‍‌‌​ ‌‌ ​​‌ ‌‌‌‍​‍‌‍ ​‌‍‍‌‌ ​ ‌‍‍​‌‍‌‌‌‍‌​​‍​‍‌ ‌
Director​​​​‌ ‍ ​‍​‍‌‍ ‌ ​‍‌‍‍‌‌‍‌ ‌‍‍‌‌‍ ‍​‍​‍​ ‍‍​‍​‍‌ ​ ‌‍​‌‌‍ ‍‌‍‍‌‌ ‌​‌ ‍‌​‍ ‍‌‍‍‌‌‍ ​‍​‍​‍ ​​‍​‍‌‍‍​‌ ​‍‌‍‌‌‌‍‌‍​‍​‍​ ‍‍​‍​‍‌‍‍​‌ ‌​‌ ‌​‌ ​​​ ‍‍​‍ ​‍ ‌‍ ​‌‍ ‌‍​ ‌‍​‌‌‍ ​‌‍‍​‌‍ ‌ ​ ‌ ‌​​ ‍‍​ ​ ​ ​ ​ ​ ​ ​ ​‍ ‌‍‍‌‌‍ ‍‌ ‌​‌‍‌‌‌‍ ‍‌ ‌​​‍ ‌‍‌‌‌‍‌​‌‍‍‌‌ ‌​​‍ ‌‍ ‌‌‍ ‌‍‌​‌‍‌‌​ ‌‌ ​​‌ ​‍‌‍‌‌‌ ​ ‌‍‌‌‌‍ ‍‌ ‌​‌‍​‌‌ ‌​‌‍‍‌‌‍ ‌‍ ‍​ ‍ ‌‍‍‌‌‍‌​​ ‌​ ‍​​ ‌ ‌‍​ ​ ​‌‌‍​‌​ ‌‍‌‍​‍​ ‌‌​‍ ‌‌‍​‌‌‍​ ‌‍‌‍​ ‌‌​‍ ‌​ ‌​​ ‍​​ ‍​‌‍​‌​‍ ‌‌‍​‌​ ‌‌​ ‌​​ ​ ​‍ ‌‌‍​‍​ ‍​​ ‌​‌‍​‍​ ​‍​ ‌‌​ ​‍‌‍​‌‌‍​‌‌‍​ ​ ‍‌​ ​​​ ‍ ‌ ‌​‌ ‍‌‌ ​​‌‍‌‌​ ‌‌‍​‌‌ ‌‌‌ ‌​‌‍‍​‌‍ ‌ ​‍​ ‍ ‌ ​​‌‍​‌‌ ‌​‌‍‍​​ ‌‌ ‌​‌‍‍‌‌ ‌​‌‍ ​‌‍‌‌​ ‌‍​‍‌‍​‌‌ ​ ‌‍‌‌‌‌‌‌‌ ​‍‌‍ ​​ ‌‌‍‍​‌ ‌​‌ ‌​‌ ​​​‍‌‌​ ​ ‌​​‌​‍‌‌​ ​‍‌​‌‍​‍‌‌​ ​‍‌​‌‍‌‍ ​‌‍ ‌‍​ ‌‍​‌‌‍ ​‌‍‍​‌‍ ‌ ​ ‌ ‌​​‍‌‌​ ​ ‌​​‌​ ​ ​ ​ ​ ​ ​ ​ ​‍‌‍‌‍‍‌‌‍‌​​ ‌​ ‍​​ ‌ ‌‍​ ​ ​‌‌‍​‌​ ‌‍‌‍​‍​ ‌‌​‍ ‌‌‍​‌‌‍​ ‌‍‌‍​ ‌‌​‍ ‌​ ‌​​ ‍​​ ‍​‌‍​‌​‍ ‌‌‍​‌​ ‌‌​ ‌​​ ​ ​‍ ‌‌‍​‍​ ‍​​ ‌​‌‍​‍​ ​‍​ ‌‌​ ​‍‌‍​‌‌‍​‌‌‍​ ​ ‍‌​ ​​​‍‌‍‌ ‌​‌ ‍‌‌ ​​‌‍‌‌​ ‌‌‍​‌‌ ‌‌‌ ‌​‌‍‍​‌‍ ‌ ​‍​‍‌‍‌ ​​‌‍​‌‌ ‌​‌‍‍​​ ‌‌ ‌​‌‍‍‌‌ ‌​‌‍ ​‌‍‌‌​‍‌‍‌ ​​‌‍‌‌‌ ​‍‌ ​ ‌ ​​‌‍‌‌‌‍​ ‌ ‌​‌‍‍‌‌ ‌‍‌‍‌‌​ ‌‌ ​​‌ ‌‌‌‍​‍‌‍ ​‌‍‍‌‌ ​ ‌‍‍​‌‍‌‌‌‍‌​​‍​‍‌ ‌
Simon Holmes à Court is an Australian businessman, energy analyst, and clean tech investor. He is Director of the Smart Energy Council, the Australian Environmental Grantmakers Network and founder of
Climate 200.​​​​‌ ‍ ​‍​‍‌‍ ‌ ​‍‌‍‍‌‌‍‌ ‌‍‍‌‌‍ ‍​‍​‍​ ‍‍​‍​‍‌ ​ ‌‍​‌‌‍ ‍‌‍‍‌‌ ‌​‌ ‍‌​‍ ‍‌‍‍‌‌‍ ​‍​‍​‍ ​​‍​‍‌‍‍​‌ ​‍‌‍‌‌‌‍‌‍​‍​‍​ ‍‍​‍​‍‌‍‍​‌ ‌​‌ ‌​‌ ​​​ ‍‍​‍ ​‍ ‌‍ ​‌‍ ‌‍​ ‌‍​‌‌‍ ​‌‍‍​‌‍ ‌ ​ ‌ ‌​​ ‍‍​ ​ ​ ​ ​ ​ ​ ​ ​‍ ‌‍‍‌‌‍ ‍‌ ‌​‌‍‌‌‌‍ ‍‌ ‌​​‍ ‌‍‌‌‌‍‌​‌‍‍‌‌ ‌​​‍ ‌‍ ‌‌‍ ‌‍‌​‌‍‌‌​ ‌‌ ​​‌ ​‍‌‍‌‌‌ ​ ‌‍‌‌‌‍ ‍‌ ‌​‌‍​‌‌ ‌​‌‍‍‌‌‍ ‌‍ ‍​ ‍ ‌‍‍‌‌‍‌​​ ‌​ ‍​​ ‌ ‌‍​ ​ ​‌‌‍​‌​ ‌‍‌‍​‍​ ‌‌​‍ ‌‌‍​‌‌‍​ ‌‍‌‍​ ‌‌​‍ ‌​ ‌​​ ‍​​ ‍​‌‍​‌​‍ ‌‌‍​‌​ ‌‌​ ‌​​ ​ ​‍ ‌‌‍​‍​ ‍​​ ‌​‌‍​‍​ ​‍​ ‌‌​ ​‍‌‍​‌‌‍​‌‌‍​ ​ ‍‌​ ​​​ ‍ ‌ ‌​‌ ‍‌‌ ​​‌‍‌‌​ ‌‌‍​‌‌ ‌‌‌ ‌​‌‍‍​‌‍ ‌ ​‍​ ‍ ‌ ​​‌‍​‌‌ ‌​‌‍‍​​ ‌‌‍‌​‌‍‌‌‌ ​ ‌‍​ ‌ ​‍‌‍‍‌‌ ​​‌ ‌​‌‍‍‌‌‍ ‌‍ ‍​ ‌‍​‍‌‍​‌‌ ​ ‌‍‌‌‌‌‌‌‌ ​‍‌‍ ​​ ‌‌‍‍​‌ ‌​‌ ‌​‌ ​​​‍‌‌​ ​ ‌​​‌​‍‌‌​ ​‍‌​‌‍​‍‌‌​ ​‍‌​‌‍‌‍ ​‌‍ ‌‍​ ‌‍​‌‌‍ ​‌‍‍​‌‍ ‌ ​ ‌ ‌​​‍‌‌​ ​ ‌​​‌​ ​ ​ ​ ​ ​ ​ ​ ​‍‌‍‌‍‍‌‌‍‌​​ ‌​ ‍​​ ‌ ‌‍​ ​ ​‌‌‍​‌​ ‌‍‌‍​‍​ ‌‌​‍ ‌‌‍​‌‌‍​ ‌‍‌‍​ ‌‌​‍ ‌​ ‌​​ ‍​​ ‍​‌‍​‌​‍ ‌‌‍​‌​ ‌‌​ ‌​​ ​ ​‍ ‌‌‍​‍​ ‍​​ ‌​‌‍​‍​ ​‍​ ‌‌​ ​‍‌‍​‌‌‍​‌‌‍​ ​ ‍‌​ ​​​‍‌‍‌ ‌​‌ ‍‌‌ ​​‌‍‌‌​ ‌‌‍​‌‌ ‌‌‌ ‌​‌‍‍​‌‍ ‌ ​‍​‍‌‍‌ ​​‌‍​‌‌ ‌​‌‍‍​​ ‌‌‍‌​‌‍‌‌‌ ​ ‌‍​ ‌ ​‍‌‍‍‌‌ ​​‌ ‌​‌‍‍‌‌‍ ‌‍ ‍​‍‌‍‌ ​​‌‍‌‌‌ ​‍‌ ​ ‌ ​​‌‍‌‌‌‍​ ‌ ‌​‌‍‍‌‌ ‌‍‌‍‌‌​ ‌‌ ​​‌ ‌‌‌‍​‍‌‍ ​‌‍‍‌‌ ​ ‌‍‍​‌‍‌‌‌‍‌​​‍​‍‌ ‌
Mike Sandiford​​​​‌ ‍ ​‍​‍‌‍ ‌ ​‍‌‍‍‌‌‍‌ ‌‍‍‌‌‍ ‍​‍​‍​ ‍‍​‍​‍‌ ​ ‌‍​‌‌‍ ‍‌‍‍‌‌ ‌​‌ ‍‌​‍ ‍‌‍‍‌‌‍ ​‍​‍​‍ ​​‍​‍‌‍‍​‌ ​‍‌‍‌‌‌‍‌‍​‍​‍​ ‍‍​‍​‍‌‍‍​‌ ‌​‌ ‌​‌ ​​​ ‍‍​‍ ​‍ ‌‍ ​‌‍ ‌‍​ ‌‍​‌‌‍ ​‌‍‍​‌‍ ‌ ​ ‌ ‌​​ ‍‍​ ​ ​ ​ ​ ​ ​ ​ ​‍ ‌‍‍‌‌‍ ‍‌ ‌​‌‍‌‌‌‍ ‍‌ ‌​​‍ ‌‍‌‌‌‍‌​‌‍‍‌‌ ‌​​‍ ‌‍ ‌‌‍ ‌‍‌​‌‍‌‌​ ‌‌ ​​‌ ​‍‌‍‌‌‌ ​ ‌‍‌‌‌‍ ‍‌ ‌​‌‍​‌‌ ‌​‌‍‍‌‌‍ ‌‍ ‍​ ‍ ‌‍‍‌‌‍‌​​ ‌‌‍​ ​ ‍‌​ ‌​​ ​​​ ‌​​ ​​​ ‌‍​ ‍​​‍ ‌‌‍​ ​ ‍‌‌‍‌​‌‍‌‌​‍ ‌​ ‌​‌‍‌‌​ ​‌​ ​‌​‍ ‌‌‍​‌‌‍‌‌‌‍‌‌​ ​​​‍ ‌​ ‍‌​ ‍​​ ​ ‌‍‌‌​ ‌‌​ ‍​​ ​‌‌‍​‍​ ​‌​ ​‍​ ‌ ​ ​​​ ‍ ‌ ‌​‌ ‍‌‌ ​​‌‍‌‌​ ‌‌‍​‌‌ ‌‌‌ ‌​‌‍‍​‌‍ ‌ ​‍​ ‍ ‌ ​​‌‍​‌‌ ‌​‌‍‍​​ ‌‌‍ ‍‌‍​‌‌‍ ‌‌‍‌‌​ ‌‍​‍‌‍​‌‌ ​ ‌‍‌‌‌‌‌‌‌ ​‍‌‍ ​​ ‌‌‍‍​‌ ‌​‌ ‌​‌ ​​​‍‌‌​ ​ ‌​​‌​‍‌‌​ ​‍‌​‌‍​‍‌‌​ ​‍‌​‌‍‌‍ ​‌‍ ‌‍​ ‌‍​‌‌‍ ​‌‍‍​‌‍ ‌ ​ ‌ ‌​​‍‌‌​ ​ ‌​​‌​ ​ ​ ​ ​ ​ ​ ​ ​‍‌‍‌‍‍‌‌‍‌​​ ‌‌‍​ ​ ‍‌​ ‌​​ ​​​ ‌​​ ​​​ ‌‍​ ‍​​‍ ‌‌‍​ ​ ‍‌‌‍‌​‌‍‌‌​‍ ‌​ ‌​‌‍‌‌​ ​‌​ ​‌​‍ ‌‌‍​‌‌‍‌‌‌‍‌‌​ ​​​‍ ‌​ ‍‌​ ‍​​ ​ ‌‍‌‌​ ‌‌​ ‍​​ ​‌‌‍​‍​ ​‌​ ​‍​ ‌ ​ ​​​‍‌‍‌ ‌​‌ ‍‌‌ ​​‌‍‌‌​ ‌‌‍​‌‌ ‌‌‌ ‌​‌‍‍​‌‍ ‌ ​‍​‍‌‍‌ ​​‌‍​‌‌ ‌​‌‍‍​​ ‌‌‍ ‍‌‍​‌‌‍ ‌‌‍‌‌​‍‌‍‌ ​​‌‍‌‌‌ ​‍‌ ​ ‌ ​​‌‍‌‌‌‍​ ‌ ‌​‌‍‍‌‌ ‌‍‌‍‌‌​ ‌‌ ​​‌ ‌‌‌‍​‍‌‍ ​‌‍‍‌‌ ​ ‌‍‍​‌‍‌‌‌‍‌​​‍​‍‌ ‌
Director​​​​‌ ‍ ​‍​‍‌‍ ‌ ​‍‌‍‍‌‌‍‌ ‌‍‍‌‌‍ ‍​‍​‍​ ‍‍​‍​‍‌ ​ ‌‍​‌‌‍ ‍‌‍‍‌‌ ‌​‌ ‍‌​‍ ‍‌‍‍‌‌‍ ​‍​‍​‍ ​​‍​‍‌‍‍​‌ ​‍‌‍‌‌‌‍‌‍​‍​‍​ ‍‍​‍​‍‌‍‍​‌ ‌​‌ ‌​‌ ​​​ ‍‍​‍ ​‍ ‌‍ ​‌‍ ‌‍​ ‌‍​‌‌‍ ​‌‍‍​‌‍ ‌ ​ ‌ ‌​​ ‍‍​ ​ ​ ​ ​ ​ ​ ​ ​‍ ‌‍‍‌‌‍ ‍‌ ‌​‌‍‌‌‌‍ ‍‌ ‌​​‍ ‌‍‌‌‌‍‌​‌‍‍‌‌ ‌​​‍ ‌‍ ‌‌‍ ‌‍‌​‌‍‌‌​ ‌‌ ​​‌ ​‍‌‍‌‌‌ ​ ‌‍‌‌‌‍ ‍‌ ‌​‌‍​‌‌ ‌​‌‍‍‌‌‍ ‌‍ ‍​ ‍ ‌‍‍‌‌‍‌​​ ‌‌‍​ ​ ‍‌​ ‌​​ ​​​ ‌​​ ​​​ ‌‍​ ‍​​‍ ‌‌‍​ ​ ‍‌‌‍‌​‌‍‌‌​‍ ‌​ ‌​‌‍‌‌​ ​‌​ ​‌​‍ ‌‌‍​‌‌‍‌‌‌‍‌‌​ ​​​‍ ‌​ ‍‌​ ‍​​ ​ ‌‍‌‌​ ‌‌​ ‍​​ ​‌‌‍​‍​ ​‌​ ​‍​ ‌ ​ ​​​ ‍ ‌ ‌​‌ ‍‌‌ ​​‌‍‌‌​ ‌‌‍​‌‌ ‌‌‌ ‌​‌‍‍​‌‍ ‌ ​‍​ ‍ ‌ ​​‌‍​‌‌ ‌​‌‍‍​​ ‌‌ ‌​‌‍‍‌‌ ‌​‌‍ ​‌‍‌‌​ ‌‍​‍‌‍​‌‌ ​ ‌‍‌‌‌‌‌‌‌ ​‍‌‍ ​​ ‌‌‍‍​‌ ‌​‌ ‌​‌ ​​​‍‌‌​ ​ ‌​​‌​‍‌‌​ ​‍‌​‌‍​‍‌‌​ ​‍‌​‌‍‌‍ ​‌‍ ‌‍​ ‌‍​‌‌‍ ​‌‍‍​‌‍ ‌ ​ ‌ ‌​​‍‌‌​ ​ ‌​​‌​ ​ ​ ​ ​ ​ ​ ​ ​‍‌‍‌‍‍‌‌‍‌​​ ‌‌‍​ ​ ‍‌​ ‌​​ ​​​ ‌​​ ​​​ ‌‍​ ‍​​‍ ‌‌‍​ ​ ‍‌‌‍‌​‌‍‌‌​‍ ‌​ ‌​‌‍‌‌​ ​‌​ ​‌​‍ ‌‌‍​‌‌‍‌‌‌‍‌‌​ ​​​‍ ‌​ ‍‌​ ‍​​ ​ ‌‍‌‌​ ‌‌​ ‍​​ ​‌‌‍​‍​ ​‌​ ​‍​ ‌ ​ ​​​‍‌‍‌ ‌​‌ ‍‌‌ ​​‌‍‌‌​ ‌‌‍​‌‌ ‌‌‌ ‌​‌‍‍​‌‍ ‌ ​‍​‍‌‍‌ ​​‌‍​‌‌ ‌​‌‍‍​​ ‌‌ ‌​‌‍‍‌‌ ‌​‌‍ ​‌‍‌‌​‍‌‍‌ ​​‌‍‌‌‌ ​‍‌ ​ ‌ ​​‌‍‌‌‌‍​ ‌ ‌​‌‍‍‌‌ ‌‍‌‍‌‌​ ‌‌ ​​‌ ‌‌‌‍​‍‌‍ ​‌‍‍‌‌ ​ ‌‍‍​‌‍‌‌‌‍‌​​‍​‍‌ ‌
Professor Mike Sandiford is a geologist focussed on Australia’s resource endowment for a net-zero transition. He chaired Geology at The University of Melbourne (2000-2020) and is now a Redmond Barry
Distinguished Professor Emeritus and Fellow of the Australian Academy of Science.​​​​‌ ‍ ​‍​‍‌‍ ‌ ​‍‌‍‍‌‌‍‌ ‌‍‍‌‌‍ ‍​‍​‍​ ‍‍​‍​‍‌ ​ ‌‍​‌‌‍ ‍‌‍‍‌‌ ‌​‌ ‍‌​‍ ‍‌‍‍‌‌‍ ​‍​‍​‍ ​​‍​‍‌‍‍​‌ ​‍‌‍‌‌‌‍‌‍​‍​‍​ ‍‍​‍​‍‌‍‍​‌ ‌​‌ ‌​‌ ​​​ ‍‍​‍ ​‍ ‌‍ ​‌‍ ‌‍​ ‌‍​‌‌‍ ​‌‍‍​‌‍ ‌ ​ ‌ ‌​​ ‍‍​ ​ ​ ​ ​ ​ ​ ​ ​‍ ‌‍‍‌‌‍ ‍‌ ‌​‌‍‌‌‌‍ ‍‌ ‌​​‍ ‌‍‌‌‌‍‌​‌‍‍‌‌ ‌​​‍ ‌‍ ‌‌‍ ‌‍‌​‌‍‌‌​ ‌‌ ​​‌ ​‍‌‍‌‌‌ ​ ‌‍‌‌‌‍ ‍‌ ‌​‌‍​‌‌ ‌​‌‍‍‌‌‍ ‌‍ ‍​ ‍ ‌‍‍‌‌‍‌​​ ‌‌‍​ ​ ‍‌​ ‌​​ ​​​ ‌​​ ​​​ ‌‍​ ‍​​‍ ‌‌‍​ ​ ‍‌‌‍‌​‌‍‌‌​‍ ‌​ ‌​‌‍‌‌​ ​‌​ ​‌​‍ ‌‌‍​‌‌‍‌‌‌‍‌‌​ ​​​‍ ‌​ ‍‌​ ‍​​ ​ ‌‍‌‌​ ‌‌​ ‍​​ ​‌‌‍​‍​ ​‌​ ​‍​ ‌ ​ ​​​ ‍ ‌ ‌​‌ ‍‌‌ ​​‌‍‌‌​ ‌‌‍​‌‌ ‌‌‌ ‌​‌‍‍​‌‍ ‌ ​‍​ ‍ ‌ ​​‌‍​‌‌ ‌​‌‍‍​​ ‌‌‍‌​‌‍‌‌‌ ​ ‌‍​ ‌ ​‍‌‍‍‌‌ ​​‌ ‌​‌‍‍‌‌‍ ‌‍ ‍​ ‌‍​‍‌‍​‌‌ ​ ‌‍‌‌‌‌‌‌‌ ​‍‌‍ ​​ ‌‌‍‍​‌ ‌​‌ ‌​‌ ​​​‍‌‌​ ​ ‌​​‌​‍‌‌​ ​‍‌​‌‍​‍‌‌​ ​‍‌​‌‍‌‍ ​‌‍ ‌‍​ ‌‍​‌‌‍ ​‌‍‍​‌‍ ‌ ​ ‌ ‌​​‍‌‌​ ​ ‌​​‌​ ​ ​ ​ ​ ​ ​ ​ ​‍‌‍‌‍‍‌‌‍‌​​ ‌‌‍​ ​ ‍‌​ ‌​​ ​​​ ‌​​ ​​​ ‌‍​ ‍​​‍ ‌‌‍​ ​ ‍‌‌‍‌​‌‍‌‌​‍ ‌​ ‌​‌‍‌‌​ ​‌​ ​‌​‍ ‌‌‍​‌‌‍‌‌‌‍‌‌​ ​​​‍ ‌​ ‍‌​ ‍​​ ​ ‌‍‌‌​ ‌‌​ ‍​​ ​‌‌‍​‍​ ​‌​ ​‍​ ‌ ​ ​​​‍‌‍‌ ‌​‌ ‍‌‌ ​​‌‍‌‌​ ‌‌‍​‌‌ ‌‌‌ ‌​‌‍‍​‌‍ ‌ ​‍​‍‌‍‌ ​​‌‍​‌‌ ‌​‌‍‍​​ ‌‌‍‌​‌‍‌‌‌ ​ ‌‍​ ‌ ​‍‌‍‍‌‌ ​​‌ ‌​‌‍‍‌‌‍ ‌‍ ‍​‍‌‍‌ ​​‌‍‌‌‌ ​‍‌ ​ ‌ ​​‌‍‌‌‌‍​ ‌ ‌​‌‍‍‌‌ ‌‍‌‍‌‌​ ‌‌ ​​‌ ‌‌‌‍​‍‌‍ ​‌‍‍‌‌ ​ ‌‍‍​‌‍‌‌‌‍‌​​‍​‍‌ ‌
Frankie Muskovic​​​​‌ ‍ ​‍​‍‌‍ ‌ ​‍‌‍‍‌‌‍‌ ‌‍‍‌‌‍ ‍​‍​‍​ ‍‍​‍​‍‌ ​ ‌‍​‌‌‍ ‍‌‍‍‌‌ ‌​‌ ‍‌​‍ ‍‌‍‍‌‌‍ ​‍​‍​‍ ​​‍​‍‌‍‍​‌ ​‍‌‍‌‌‌‍‌‍​‍​‍​ ‍‍​‍​‍‌‍‍​‌ ‌​‌ ‌​‌ ​​​ ‍‍​‍ ​‍ ‌‍ ​‌‍ ‌‍​ ‌‍​‌‌‍ ​‌‍‍​‌‍ ‌ ​ ‌ ‌​​ ‍‍​ ​ ​ ​ ​ ​ ​ ​ ​‍ ‌‍‍‌‌‍ ‍‌ ‌​‌‍‌‌‌‍ ‍‌ ‌​​‍ ‌‍‌‌‌‍‌​‌‍‍‌‌ ‌​​‍ ‌‍ ‌‌‍ ‌‍‌​‌‍‌‌​ ‌‌ ​​‌ ​‍‌‍‌‌‌ ​ ‌‍‌‌‌‍ ‍‌ ‌​‌‍​‌‌ ‌​‌‍‍‌‌‍ ‌‍ ‍​ ‍ ‌‍‍‌‌‍‌​​ ‌​ ‍‌​ ​​​ ‌‍‌‍‌​‌‍‌​​ ​ ‌‍​‍​ ​ ​‍ ‌​ ‍​‌‍​‌​ ​ ​ ‍​​‍ ‌​ ‌​‌‍‌‌​ ‌‍‌‍‌‍​‍ ‌‌‍​‌​ ​‍​ ​‍​ ‌​​‍ ‌​ ​​​ ​ ​ ​‍‌‍‌‌‌‍‌​​ ‍​​ ​‍​ ‌​‌‍‌‍‌‍‌​​ ‌‌‌‍‌​​ ‍ ‌ ‌​‌ ‍‌‌ ​​‌‍‌‌​ ‌‌‍​‌‌ ‌‌‌ ‌​‌‍‍​‌‍ ‌ ​‍​ ‍ ‌ ​​‌‍​‌‌ ‌​‌‍‍​​ ‌‌‍ ‍‌‍​‌‌‍ ‌‌‍‌‌​ ‌‍​‍‌‍​‌‌ ​ ‌‍‌‌‌‌‌‌‌ ​‍‌‍ ​​ ‌‌‍‍​‌ ‌​‌ ‌​‌ ​​​‍‌‌​ ​ ‌​​‌​‍‌‌​ ​‍‌​‌‍​‍‌‌​ ​‍‌​‌‍‌‍ ​‌‍ ‌‍​ ‌‍​‌‌‍ ​‌‍‍​‌‍ ‌ ​ ‌ ‌​​‍‌‌​ ​ ‌​​‌​ ​ ​ ​ ​ ​ ​ ​ ​‍‌‍‌‍‍‌‌‍‌​​ ‌​ ‍‌​ ​​​ ‌‍‌‍‌​‌‍‌​​ ​ ‌‍​‍​ ​ ​‍ ‌​ ‍​‌‍​‌​ ​ ​ ‍​​‍ ‌​ ‌​‌‍‌‌​ ‌‍‌‍‌‍​‍ ‌‌‍​‌​ ​‍​ ​‍​ ‌​​‍ ‌​ ​​​ ​ ​ ​‍‌‍‌‌‌‍‌​​ ‍​​ ​‍​ ‌​‌‍‌‍‌‍‌​​ ‌‌‌‍‌​​‍‌‍‌ ‌​‌ ‍‌‌ ​​‌‍‌‌​ ‌‌‍​‌‌ ‌‌‌ ‌​‌‍‍​‌‍ ‌ ​‍​‍‌‍‌ ​​‌‍​‌‌ ‌​‌‍‍​​ ‌‌‍ ‍‌‍​‌‌‍ ‌‌‍‌‌​‍‌‍‌ ​​‌‍‌‌‌ ​‍‌ ​ ‌ ​​‌‍‌‌‌‍​ ‌ ‌​‌‍‍‌‌ ‌‍‌‍‌‌​ ‌‌ ​​‌ ‌‌‌‍​‍‌‍ ​‌‍‍‌‌ ​ ‌‍‍​‌‍‌‌‌‍‌​​‍​‍‌ ‌